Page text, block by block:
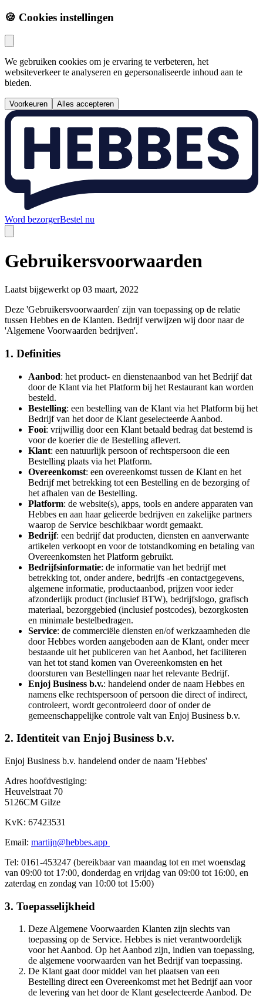
🍪 Cookies instellingen
We gebruiken cookies om je ervaring te verbeteren, het
websiteverkeer te analyseren en gepersonaliseerde inhoud aan te
bieden.
Voorkeuren Alles accepteren
Word bezorger​​​​‌ ‍ ​‍​‍‌‍ ‌ ​‍‌‍‍‌‌‍‌ ‌‍‍‌‌‍ ‍​‍​‍​ ‍‍​‍​‍‌ ​ ‌‍​‌‌‍ ‍‌‍‍‌‌ ‌​‌ ‍‌​‍ ‍‌‍‍‌‌‍ ​‍​‍​‍ ​​‍​‍‌‍‍​‌ ​‍‌‍‌‌‌‍‌‍​‍​‍​ ‍‍​‍​‍‌‍‍​‌ ‌​‌ ‌​‌ ​​​ ‍‍​‍ ​‍ ‌‍ ​‌‍ ‌‍​ ‌‍​‌‌‍ ​‌‍‍​‌‍ ‌ ​ ‌ ‌​​ ‍‍​ ​ ​ ​ ​ ​ ​ ​ ​‍ ‌‍‍‌‌‍ ‍‌ ‌​‌‍‌‌‌‍ ‍‌ ‌​​‍ ‌‍‌‌‌‍‌​‌‍‍‌‌ ‌​​‍ ‌‍ ‌‌‍ ‌‍‌​‌‍‌‌​ ‌‌ ​​‌ ​‍‌‍‌‌‌ ​ ‌‍‌‌‌‍ ‍‌ ‌​‌‍​‌‌ ‌​‌‍‍‌‌‍ ‌‍ ‍​ ‍ ‌‍‍‌‌‍‌​​ ‌‌‍‌ ‌‍ ​‌‍ ‌‍​‍‌‍​‌‌‍ ​​ ‍ ‌ ‌​‌ ‍‌‌ ​​‌‍‌‌​ ‌‌‍‌ ‌‍ ​‌‍ ‌‍​‍‌‍​‌‌‍ ​​ ‍ ‌ ​​‌‍​‌‌ ‌​‌‍‍​​ ‌‌‍ ‍‌‍​‌‌ ‌‍​‍ ‍‌ ​​‌‍​‌‌‍‌ ‌‍‌‌‌ ​ ​‍‌‌​ ‌‌‌​​‍‌‌ ‌‍‍ ‌‍‌‌‌ ‍‌​‍‌‌​ ​ ‌​‌​​‍‌‌​ ​ ‌​‌​​‍‌‌​ ​‍​ ​‍​ ‍​​ ​ ​ ​‌​ ‌‌‌‍​‌​ ‍​​ ​ ‌‍‌​​ ‌​​ ‌‌‌‍‌‍‌‍​‍​‍‌‌​ ​‍​ ​‍​‍‌‌​ ‌‌‌​‌​​‍ ‍‌‍ ​‌‍​‌‌‍​‍‌‍‌‌‌‍ ​​ ‌‍​‍‌‍​‌‌ ​ ‌‍‌‌‌‌‌‌‌ ​‍‌‍ ​​ ‌‌‍‍​‌ ‌​‌ ‌​‌ ​​​‍‌‌​ ​ ‌​​‌​‍‌‌​ ​‍‌​‌‍​‍‌‌​ ​‍‌​‌‍‌‍ ​‌‍ ‌‍​ ‌‍​‌‌‍ ​‌‍‍​‌‍ ‌ ​ ‌ ‌​​‍‌‌​ ​ ‌​​‌​ ​ ​ ​ ​ ​ ​ ​ ​‍‌‍‌‍‍‌‌‍‌​​ ‌‌‍‌ ‌‍ ​‌‍ ‌‍​‍‌‍​‌‌‍ ​​‍‌‍‌ ‌​‌ ‍‌‌ ​​‌‍‌‌​ ‌‌‍‌ ‌‍ ​‌‍ ‌‍​‍‌‍​‌‌‍ ​​‍‌‍‌ ​​‌‍​‌‌ ‌​‌‍‍​​ ‌‌‍ ‍‌‍​‌‌ ‌‍​‍ ‍‌ ​​‌‍​‌‌‍‌ ‌‍‌‌‌ ​ ​‍‌‌​ ‌‌‌​​‍‌‌ ‌‍‍ ‌‍‌‌‌ ‍‌​‍‌‌​ ​ ‌​‌​​‍‌‌​ ​ ‌​‌​​‍‌‌​ ​‍​ ​‍​ ‍​​ ​ ​ ​‌​ ‌‌‌‍​‌​ ‍​​ ​ ‌‍‌​​ ‌​​ ‌‌‌‍‌‍‌‍​‍​‍‌‌​ ​‍​ ​‍​‍‌‌​ ‌‌‌​‌​​‍ ‍‌‍ ​‌‍​‌‌‍​‍‌‍‌‌‌‍ ​​‍‌‍‌ ​​‌‍‌‌‌ ​‍‌ ​ ‌ ​​‌‍‌‌‌‍​ ‌ ‌​‌‍‍‌‌ ‌‍‌‍‌‌​ ‌‌ ​​‌ ‌‌‌‍​‍‌‍ ​‌‍‍‌‌ ​ ‌‍‍​‌‍‌‌‌‍‌​​‍​‍‌ ‌Bestel nu
Gebruikersvoorwaarden​​​​‌ ‍ ​‍​‍‌‍ ‌ ​‍‌‍‍‌‌‍‌ ‌‍‍‌‌‍ ‍​‍​‍​ ‍‍​‍​‍‌ ​ ‌‍​‌‌‍ ‍‌‍‍‌‌ ‌​‌ ‍‌​‍ ‍‌‍‍‌‌‍ ​‍​‍​‍ ​​‍​‍‌‍‍​‌ ​‍‌‍‌‌‌‍‌‍​‍​‍​ ‍‍​‍​‍‌‍‍​‌ ‌​‌ ‌​‌ ​​​ ‍‍​‍ ​‍ ‌‍ ​‌‍ ‌‍​ ‌‍​‌‌‍ ​‌‍‍​‌‍ ‌ ​ ‌ ‌​​ ‍‍​ ​ ​ ​ ​ ​ ​ ​ ​‍ ‌‍‍‌‌‍ ‍‌ ‌​‌‍‌‌‌‍ ‍‌ ‌​​‍ ‌‍‌‌‌‍‌​‌‍‍‌‌ ‌​​‍ ‌‍ ‌‌‍ ‌‍‌​‌‍‌‌​ ‌‌ ​​‌ ​‍‌‍‌‌‌ ​ ‌‍‌‌‌‍ ‍‌ ‌​‌‍​‌‌ ‌​‌‍‍‌‌‍ ‌‍ ‍​ ‍ ‌‍‍‌‌‍‌​​ ‌‌‍‌​​ ​‍‌‍​‍​ ​​​ ​‍​ ‍​​ ​‌​ ‌​​‍ ‌‌‍‌​‌‍​‌​ ‍‌​ ​ ​‍ ‌​ ‌​​ ​‌‌‍‌‍​ ​‍​‍ ‌​ ‍‌‌‍‌‌​ ​‍​ ​‌​‍ ‌‌‍​‌‌‍‌‌‌‍‌‍​ ‌‌​ ​‍‌‍​‌‌‍​ ​ ​‌​ ​‌​ ​ ​ ​‍​ ​​​ ‍ ‌ ‌​‌ ‍‌‌ ​​‌‍‌‌​ ‌‌‍ ​‌‍‌‌‌‍‌ ‌‍​‌‌‍ ​‌‌​​‌‍​‌‌‍‌ ‌‍‌‌​ ‍ ‌ ​​‌‍​‌‌ ‌​‌‍‍​​ ‌‌ ‌​‌‍‍‌‌ ‌​‌‍ ​‌‍‌‌​ ‌‍​‍‌‍​‌‌ ​ ‌‍‌‌‌‌‌‌‌ ​‍‌‍ ​​ ‌‌‍‍​‌ ‌​‌ ‌​‌ ​​​‍‌‌​ ​ ‌​​‌​‍‌‌​ ​‍‌​‌‍​‍‌‌​ ​‍‌​‌‍‌‍ ​‌‍ ‌‍​ ‌‍​‌‌‍ ​‌‍‍​‌‍ ‌ ​ ‌ ‌​​‍‌‌​ ​ ‌​​‌​ ​ ​ ​ ​ ​ ​ ​ ​‍‌‍‌‍‍‌‌‍‌​​ ‌‌‍‌​​ ​‍‌‍​‍​ ​​​ ​‍​ ‍​​ ​‌​ ‌​​‍ ‌‌‍‌​‌‍​‌​ ‍‌​ ​ ​‍ ‌​ ‌​​ ​‌‌‍‌‍​ ​‍​‍ ‌​ ‍‌‌‍‌‌​ ​‍​ ​‌​‍ ‌‌‍​‌‌‍‌‌‌‍‌‍​ ‌‌​ ​‍‌‍​‌‌‍​ ​ ​‌​ ​‌​ ​ ​ ​‍​ ​​​‍‌‍‌ ‌​‌ ‍‌‌ ​​‌‍‌‌​ ‌‌‍ ​‌‍‌‌‌‍‌ ‌‍​‌‌‍ ​‌‌​​‌‍​‌‌‍‌ ‌‍‌‌​‍‌‍‌ ​​‌‍​‌‌ ‌​‌‍‍​​ ‌‌ ‌​‌‍‍‌‌ ‌​‌‍ ​‌‍‌‌​‍‌‍‌ ​​‌‍‌‌‌ ​‍‌ ​ ‌ ​​‌‍‌‌‌‍​ ‌ ‌​‌‍‍‌‌ ‌‍‌‍‌‌​ ‌‌ ​​‌ ‌‌‌‍​‍‌‍ ​‌‍‍‌‌ ​ ‌‍‍​‌‍‌‌‌‍‌​​‍​‍‌ ‌
Laatst bijgewerkt op 03 maart, 2022
Deze 'Gebruikersvoorwaarden' zijn van toepassing op de relatie
tussen Hebbes en de Klanten. Bedrijf verwijzen wij door naar de
'Algemene Voorwaarden bedrijven'.​​​​‌ ‍ ​‍​‍‌‍ ‌ ​‍‌‍‍‌‌‍‌ ‌‍‍‌‌‍ ‍​‍​‍​ ‍‍​‍​‍‌ ​ ‌‍​‌‌‍ ‍‌‍‍‌‌ ‌​‌ ‍‌​‍ ‍‌‍‍‌‌‍ ​‍​‍​‍ ​​‍​‍‌‍‍​‌ ​‍‌‍‌‌‌‍‌‍​‍​‍​ ‍‍​‍​‍‌‍‍​‌ ‌​‌ ‌​‌ ​​​ ‍‍​‍ ​‍ ‌‍ ​‌‍ ‌‍​ ‌‍​‌‌‍ ​‌‍‍​‌‍ ‌ ​ ‌ ‌​​ ‍‍​ ​ ​ ​ ​ ​ ​ ​ ​‍ ‌‍‍‌‌‍ ‍‌ ‌​‌‍‌‌‌‍ ‍‌ ‌​​‍ ‌‍‌‌‌‍‌​‌‍‍‌‌ ‌​​‍ ‌‍ ‌‌‍ ‌‍‌​‌‍‌‌​ ‌‌ ​​‌ ​‍‌‍‌‌‌ ​ ‌‍‌‌‌‍ ‍‌ ‌​‌‍​‌‌ ‌​‌‍‍‌‌‍ ‌‍ ‍​ ‍ ‌‍‍‌‌‍‌​​ ‌‌‍‌​​ ​‍‌‍​‍​ ​​​ ​‍​ ‍​​ ​‌​ ‌​​‍ ‌‌‍‌​‌‍​‌​ ‍‌​ ​ ​‍ ‌​ ‌​​ ​‌‌‍‌‍​ ​‍​‍ ‌​ ‍‌‌‍‌‌​ ​‍​ ​‌​‍ ‌‌‍​‌‌‍‌‌‌‍‌‍​ ‌‌​ ​‍‌‍​‌‌‍​ ​ ​‌​ ​‌​ ​ ​ ​‍​ ​​​ ‍ ‌ ‌​‌ ‍‌‌ ​​‌‍‌‌​ ‌‌‍ ​‌‍‌‌‌‍‌ ‌‍​‌‌‍ ​‌‌​​‌‍​‌‌‍‌ ‌‍‌‌​ ‍ ‌ ​​‌‍​‌‌ ‌​‌‍‍​​ ‌‌‍​ ‌‍ ‌‍ ‍‌ ‌​‌‍‌‌‌‍ ‍‌ ‌​​‍‌‌​ ‌‌‌​​‍‌‌ ‌‍‍ ‌‍‌‌‌ ‍‌​‍‌‌​ ​ ‌​‌​​‍‌‌​ ​ ‌​‌​​‍‌‌​ ​‍​ ​‍​ ‍​​ ‌ ‌‍​‍​ ‍​​ ‍​​ ‌‌​ ‌​​ ​ ​ ‌ ​ ‌​​ ‌​‌‍​ ​‍‌‌​ ​‍​ ​‍​‍‌‌​ ‌‌‌​‌​​‍ ‍‌‍​ ‌‍‍​‌‍‍‌‌‍ ​‌‍‌​‌ ​‍‌‍‌‌‌‍ ‍​‍‌‌​ ‌‌‌​​‍‌‌ ‌‍‍ ‌‍‌‌‌ ‍‌​‍‌‌​ ​ ‌​‌​​‍‌‌​ ​ ‌​‌​​‍‌‌​ ​‍​ ​‍​ ​​​ ‍​‌‍​ ‌‍‌‍‌‍‌‌‌‍​ ​ ​​​ ‌ ​ ‌‌​ ​‍​ ​ ​ ‌‍​‍‌‌​ ​‍​ ​‍​‍‌‌​ ‌‌‌​‌​​‍ ‍‌ ‌​‌‍‌‌‌ ‍​‌ ‌​​ ‌‍​‍‌‍​‌‌ ​ ‌‍‌‌‌‌‌‌‌ ​‍‌‍ ​​ ‌‌‍‍​‌ ‌​‌ ‌​‌ ​​​‍‌‌​ ​ ‌​​‌​‍‌‌​ ​‍‌​‌‍​‍‌‌​ ​‍‌​‌‍‌‍ ​‌‍ ‌‍​ ‌‍​‌‌‍ ​‌‍‍​‌‍ ‌ ​ ‌ ‌​​‍‌‌​ ​ ‌​​‌​ ​ ​ ​ ​ ​ ​ ​ ​‍‌‍‌‍‍‌‌‍‌​​ ‌‌‍‌​​ ​‍‌‍​‍​ ​​​ ​‍​ ‍​​ ​‌​ ‌​​‍ ‌‌‍‌​‌‍​‌​ ‍‌​ ​ ​‍ ‌​ ‌​​ ​‌‌‍‌‍​ ​‍​‍ ‌​ ‍‌‌‍‌‌​ ​‍​ ​‌​‍ ‌‌‍​‌‌‍‌‌‌‍‌‍​ ‌‌​ ​‍‌‍​‌‌‍​ ​ ​‌​ ​‌​ ​ ​ ​‍​ ​​​‍‌‍‌ ‌​‌ ‍‌‌ ​​‌‍‌‌​ ‌‌‍ ​‌‍‌‌‌‍‌ ‌‍​‌‌‍ ​‌‌​​‌‍​‌‌‍‌ ‌‍‌‌​‍‌‍‌ ​​‌‍​‌‌ ‌​‌‍‍​​ ‌‌‍​ ‌‍ ‌‍ ‍‌ ‌​‌‍‌‌‌‍ ‍‌ ‌​​‍‌‌​ ‌‌‌​​‍‌‌ ‌‍‍ ‌‍‌‌‌ ‍‌​‍‌‌​ ​ ‌​‌​​‍‌‌​ ​ ‌​‌​​‍‌‌​ ​‍​ ​‍​ ‍​​ ‌ ‌‍​‍​ ‍​​ ‍​​ ‌‌​ ‌​​ ​ ​ ‌ ​ ‌​​ ‌​‌‍​ ​‍‌‌​ ​‍​ ​‍​‍‌‌​ ‌‌‌​‌​​‍ ‍‌‍​ ‌‍‍​‌‍‍‌‌‍ ​‌‍‌​‌ ​‍‌‍‌‌‌‍ ‍​‍‌‌​ ‌‌‌​​‍‌‌ ‌‍‍ ‌‍‌‌‌ ‍‌​‍‌‌​ ​ ‌​‌​​‍‌‌​ ​ ‌​‌​​‍‌‌​ ​‍​ ​‍​ ​​​ ‍​‌‍​ ‌‍‌‍‌‍‌‌‌‍​ ​ ​​​ ‌ ​ ‌‌​ ​‍​ ​ ​ ‌‍​‍‌‌​ ​‍​ ​‍​‍‌‌​ ‌‌‌​‌​​‍ ‍‌ ‌​‌‍‌‌‌ ‍​‌ ‌​​‍‌‍‌ ​​‌‍‌‌‌ ​‍‌ ​ ‌ ​​‌‍‌‌‌‍​ ‌ ‌​‌‍‍‌‌ ‌‍‌‍‌‌​ ‌‌ ​​‌ ‌‌‌‍​‍‌‍ ​‌‍‍‌‌ ​ ‌‍‍​‌‍‌‌‌‍‌​​‍​‍‌ ‌
1. Definities​​​​‌ ‍ ​‍​‍‌‍ ‌ ​‍‌‍‍‌‌‍‌ ‌‍‍‌‌‍ ‍​‍​‍​ ‍‍​‍​‍‌ ​ ‌‍​‌‌‍ ‍‌‍‍‌‌ ‌​‌ ‍‌​‍ ‍‌‍‍‌‌‍ ​‍​‍​‍ ​​‍​‍‌‍‍​‌ ​‍‌‍‌‌‌‍‌‍​‍​‍​ ‍‍​‍​‍‌‍‍​‌ ‌​‌ ‌​‌ ​​​ ‍‍​‍ ​‍ ‌‍ ​‌‍ ‌‍​ ‌‍​‌‌‍ ​‌‍‍​‌‍ ‌ ​ ‌ ‌​​ ‍‍​ ​ ​ ​ ​ ​ ​ ​ ​‍ ‌‍‍‌‌‍ ‍‌ ‌​‌‍‌‌‌‍ ‍‌ ‌​​‍ ‌‍‌‌‌‍‌​‌‍‍‌‌ ‌​​‍ ‌‍ ‌‌‍ ‌‍‌​‌‍‌‌​ ‌‌ ​​‌ ​‍‌‍‌‌‌ ​ ‌‍‌‌‌‍ ‍‌ ‌​‌‍​‌‌ ‌​‌‍‍‌‌‍ ‌‍ ‍​ ‍ ‌‍‍‌‌‍‌​​ ‌‌‍‌​​ ​‍‌‍​‍​ ​​​ ​‍​ ‍​​ ​‌​ ‌​​‍ ‌‌‍‌​‌‍​‌​ ‍‌​ ​ ​‍ ‌​ ‌​​ ​‌‌‍‌‍​ ​‍​‍ ‌​ ‍‌‌‍‌‌​ ​‍​ ​‌​‍ ‌‌‍​‌‌‍‌‌‌‍‌‍​ ‌‌​ ​‍‌‍​‌‌‍​ ​ ​‌​ ​‌​ ​ ​ ​‍​ ​​​ ‍ ‌ ‌​‌ ‍‌‌ ​​‌‍‌‌​ ‌‌‍ ​‌‍‌‌‌‍‌ ‌‍​‌‌‍ ​‌‌​​‌‍​‌‌‍‌ ‌‍‌‌​ ‍ ‌ ​​‌‍​‌‌ ‌​‌‍‍​​ ‌‌‍​ ‌‍ ‌‍ ‍‌ ‌​‌‍‌‌‌‍ ‍‌ ‌​​‍‌‌​ ‌‌‌​​‍‌‌ ‌‍‍ ‌‍‌‌‌ ‍‌​‍‌‌​ ​ ‌​‌​​‍‌‌​ ​ ‌​‌​​‍‌‌​ ​‍​ ​‍‌‍‌​‌‍​‍‌‍‌‌‌‍​ ‌‍‌​​ ​​‌‍‌‍​ ‌‍‌‍‌‌​ ‌‍​ ‍​‌‍​‌​‍‌‌​ ​‍​ ​‍​‍‌‌​ ‌‌‌​‌​​‍ ‍‌‍​ ‌‍‍​‌‍‍‌‌‍ ​‌‍‌​‌ ​‍‌‍‌‌‌‍ ‍​‍‌‌​ ‌‌‌​​‍‌‌ ‌‍‍ ‌‍‌‌‌ ‍‌​‍‌‌​ ​ ‌​‌​​‍‌‌​ ​ ‌​‌​​‍‌‌​ ​‍​ ​‍‌‍‌‍‌‍​‌‌‍​‍​ ‌‌​ ​‍​ ‍​​ ​​​ ‌​​ ‌‍‌‍‌‍​ ​​​ ‍​​‍‌‌​ ​‍​ ​‍​‍‌‌​ ‌‌‌​‌​​‍ ‍‌ ‌​‌‍‌‌‌ ‍​‌ ‌​​ ‌‍​‍‌‍​‌‌ ​ ‌‍‌‌‌‌‌‌‌ ​‍‌‍ ​​ ‌‌‍‍​‌ ‌​‌ ‌​‌ ​​​‍‌‌​ ​ ‌​​‌​‍‌‌​ ​‍‌​‌‍​‍‌‌​ ​‍‌​‌‍‌‍ ​‌‍ ‌‍​ ‌‍​‌‌‍ ​‌‍‍​‌‍ ‌ ​ ‌ ‌​​‍‌‌​ ​ ‌​​‌​ ​ ​ ​ ​ ​ ​ ​ ​‍‌‍‌‍‍‌‌‍‌​​ ‌‌‍‌​​ ​‍‌‍​‍​ ​​​ ​‍​ ‍​​ ​‌​ ‌​​‍ ‌‌‍‌​‌‍​‌​ ‍‌​ ​ ​‍ ‌​ ‌​​ ​‌‌‍‌‍​ ​‍​‍ ‌​ ‍‌‌‍‌‌​ ​‍​ ​‌​‍ ‌‌‍​‌‌‍‌‌‌‍‌‍​ ‌‌​ ​‍‌‍​‌‌‍​ ​ ​‌​ ​‌​ ​ ​ ​‍​ ​​​‍‌‍‌ ‌​‌ ‍‌‌ ​​‌‍‌‌​ ‌‌‍ ​‌‍‌‌‌‍‌ ‌‍​‌‌‍ ​‌‌​​‌‍​‌‌‍‌ ‌‍‌‌​‍‌‍‌ ​​‌‍​‌‌ ‌​‌‍‍​​ ‌‌‍​ ‌‍ ‌‍ ‍‌ ‌​‌‍‌‌‌‍ ‍‌ ‌​​‍‌‌​ ‌‌‌​​‍‌‌ ‌‍‍ ‌‍‌‌‌ ‍‌​‍‌‌​ ​ ‌​‌​​‍‌‌​ ​ ‌​‌​​‍‌‌​ ​‍​ ​‍‌‍‌​‌‍​‍‌‍‌‌‌‍​ ‌‍‌​​ ​​‌‍‌‍​ ‌‍‌‍‌‌​ ‌‍​ ‍​‌‍​‌​‍‌‌​ ​‍​ ​‍​‍‌‌​ ‌‌‌​‌​​‍ ‍‌‍​ ‌‍‍​‌‍‍‌‌‍ ​‌‍‌​‌ ​‍‌‍‌‌‌‍ ‍​‍‌‌​ ‌‌‌​​‍‌‌ ‌‍‍ ‌‍‌‌‌ ‍‌​‍‌‌​ ​ ‌​‌​​‍‌‌​ ​ ‌​‌​​‍‌‌​ ​‍​ ​‍‌‍‌‍‌‍​‌‌‍​‍​ ‌‌​ ​‍​ ‍​​ ​​​ ‌​​ ‌‍‌‍‌‍​ ​​​ ‍​​‍‌‌​ ​‍​ ​‍​‍‌‌​ ‌‌‌​‌​​‍ ‍‌ ‌​‌‍‌‌‌ ‍​‌ ‌​​‍‌‍‌ ​​‌‍‌‌‌ ​‍‌ ​ ‌ ​​‌‍‌‌‌‍​ ‌ ‌​‌‍‍‌‌ ‌‍‌‍‌‌​ ‌‌ ​​‌ ‌‌‌‍​‍‌‍ ​‌‍‍‌‌ ​ ‌‍‍​‌‍‌‌‌‍‌​​‍​‍‌ ‌
Aanbod​​​​‌ ‍ ​‍​‍‌‍ ‌ ​‍‌‍‍‌‌‍‌ ‌‍‍‌‌‍ ‍​‍​‍​ ‍‍​‍​‍‌ ​ ‌‍​‌‌‍ ‍‌‍‍‌‌ ‌​‌ ‍‌​‍ ‍‌‍‍‌‌‍ ​‍​‍​‍ ​​‍​‍‌‍‍​‌ ​‍‌‍‌‌‌‍‌‍​‍​‍​ ‍‍​‍​‍‌‍‍​‌ ‌​‌ ‌​‌ ​​​ ‍‍​‍ ​‍ ‌‍ ​‌‍ ‌‍​ ‌‍​‌‌‍ ​‌‍‍​‌‍ ‌ ​ ‌ ‌​​ ‍‍​ ​ ​ ​ ​ ​ ​ ​ ​‍ ‌‍‍‌‌‍ ‍‌ ‌​‌‍‌‌‌‍ ‍‌ ‌​​‍ ‌‍‌‌‌‍‌​‌‍‍‌‌ ‌​​‍ ‌‍ ‌‌‍ ‌‍‌​‌‍‌‌​ ‌‌ ​​‌ ​‍‌‍‌‌‌ ​ ‌‍‌‌‌‍ ‍‌ ‌​‌‍​‌‌ ‌​‌‍‍‌‌‍ ‌‍ ‍​ ‍ ‌‍‍‌‌‍‌​​ ‌‌‍‌​​ ​‍‌‍​‍​ ​​​ ​‍​ ‍​​ ​‌​ ‌​​‍ ‌‌‍‌​‌‍​‌​ ‍‌​ ​ ​‍ ‌​ ‌​​ ​‌‌‍‌‍​ ​‍​‍ ‌​ ‍‌‌‍‌‌​ ​‍​ ​‌​‍ ‌‌‍​‌‌‍‌‌‌‍‌‍​ ‌‌​ ​‍‌‍​‌‌‍​ ​ ​‌​ ​‌​ ​ ​ ​‍​ ​​​ ‍ ‌ ‌​‌ ‍‌‌ ​​‌‍‌‌​ ‌‌‍ ​‌‍‌‌‌‍‌ ‌‍​‌‌‍ ​‌‌​​‌‍​‌‌‍‌ ‌‍‌‌​ ‍ ‌ ​​‌‍​‌‌ ‌​‌‍‍​​ ‌‌‍​ ‌‍ ‌‍ ‍‌ ‌​‌‍‌‌‌‍ ‍‌ ‌​​‍‌‌​ ‌‌‌​​‍‌‌ ‌‍‍ ‌‍‌‌‌ ‍‌​‍‌‌​ ​ ‌​‌​​‍‌‌​ ​ ‌​‌​​‍‌‌​ ​‍​ ​‍​ ‍‌‌‍​‌‌‍​ ‌‍​ ​ ‌‍​ ‍​​ ‍​‌‍‌​​ ‌‍​ ​‍‌‍‌​​ ‌​​‍‌‌​ ​‍​ ​‍​‍‌‌​ ‌‌‌​‌​​‍ ‍‌‍​ ‌‍‍​‌‍‍‌‌‍ ​‌‍‌​‌ ​‍‌‍‌‌‌‍ ‍​‍‌‌​ ‌‌‌​​‍‌‌ ‌‍‍ ‌‍‌‌‌ ‍‌​‍‌‌​ ​ ‌​‌​​‍‌‌​ ​ ‌​‌​​‍‌‌​ ​‍​ ​‍‌‍​‌​ ​‍‌‍​ ​ ‌ ​ ‌ ‌‍​‍‌‍​ ​ ‌‍​ ‌​​ ‌ ​ ‍​‌‍‌​​‍‌‌​ ​‍​ ​‍​‍‌‌​ ‌‌‌​‌​​‍ ‍‌ ‌​‌‍‌‌‌ ‍​‌ ‌​​ ‌‍​‍‌‍​‌‌ ​ ‌‍‌‌‌‌‌‌‌ ​‍‌‍ ​​ ‌‌‍‍​‌ ‌​‌ ‌​‌ ​​​‍‌‌​ ​ ‌​​‌​‍‌‌​ ​‍‌​‌‍​‍‌‌​ ​‍‌​‌‍‌‍ ​‌‍ ‌‍​ ‌‍​‌‌‍ ​‌‍‍​‌‍ ‌ ​ ‌ ‌​​‍‌‌​ ​ ‌​​‌​ ​ ​ ​ ​ ​ ​ ​ ​‍‌‍‌‍‍‌‌‍‌​​ ‌‌‍‌​​ ​‍‌‍​‍​ ​​​ ​‍​ ‍​​ ​‌​ ‌​​‍ ‌‌‍‌​‌‍​‌​ ‍‌​ ​ ​‍ ‌​ ‌​​ ​‌‌‍‌‍​ ​‍​‍ ‌​ ‍‌‌‍‌‌​ ​‍​ ​‌​‍ ‌‌‍​‌‌‍‌‌‌‍‌‍​ ‌‌​ ​‍‌‍​‌‌‍​ ​ ​‌​ ​‌​ ​ ​ ​‍​ ​​​‍‌‍‌ ‌​‌ ‍‌‌ ​​‌‍‌‌​ ‌‌‍ ​‌‍‌‌‌‍‌ ‌‍​‌‌‍ ​‌‌​​‌‍​‌‌‍‌ ‌‍‌‌​‍‌‍‌ ​​‌‍​‌‌ ‌​‌‍‍​​ ‌‌‍​ ‌‍ ‌‍ ‍‌ ‌​‌‍‌‌‌‍ ‍‌ ‌​​‍‌‌​ ‌‌‌​​‍‌‌ ‌‍‍ ‌‍‌‌‌ ‍‌​‍‌‌​ ​ ‌​‌​​‍‌‌​ ​ ‌​‌​​‍‌‌​ ​‍​ ​‍​ ‍‌‌‍​‌‌‍​ ‌‍​ ​ ‌‍​ ‍​​ ‍​‌‍‌​​ ‌‍​ ​‍‌‍‌​​ ‌​​‍‌‌​ ​‍​ ​‍​‍‌‌​ ‌‌‌​‌​​‍ ‍‌‍​ ‌‍‍​‌‍‍‌‌‍ ​‌‍‌​‌ ​‍‌‍‌‌‌‍ ‍​‍‌‌​ ‌‌‌​​‍‌‌ ‌‍‍ ‌‍‌‌‌ ‍‌​‍‌‌​ ​ ‌​‌​​‍‌‌​ ​ ‌​‌​​‍‌‌​ ​‍​ ​‍‌‍​‌​ ​‍‌‍​ ​ ‌ ​ ‌ ‌‍​‍‌‍​ ​ ‌‍​ ‌​​ ‌ ​ ‍​‌‍‌​​‍‌‌​ ​‍​ ​‍​‍‌‌​ ‌‌‌​‌​​‍ ‍‌ ‌​‌‍‌‌‌ ‍​‌ ‌​​‍‌‍‌ ​​‌‍‌‌‌ ​‍‌ ​ ‌ ​​‌‍‌‌‌‍​ ‌ ‌​‌‍‍‌‌ ‌‍‌‍‌‌​ ‌‌ ​​‌ ‌‌‌‍​‍‌‍ ​‌‍‍‌‌ ​ ‌‍‍​‌‍‌‌‌‍‌​​‍​‍‌ ‌: het product- en dienstenaanbod van het Bedrijf dat
door de Klant via het Platform bij het Restaurant kan worden
besteld. ​​​​‌ ‍ ​‍​‍‌‍ ‌ ​‍‌‍‍‌‌‍‌ ‌‍‍‌‌‍ ‍​‍​‍​ ‍‍​‍​‍‌ ​ ‌‍​‌‌‍ ‍‌‍‍‌‌ ‌​‌ ‍‌​‍ ‍‌‍‍‌‌‍ ​‍​‍​‍ ​​‍​‍‌‍‍​‌ ​‍‌‍‌‌‌‍‌‍​‍​‍​ ‍‍​‍​‍‌‍‍​‌ ‌​‌ ‌​‌ ​​​ ‍‍​‍ ​‍ ‌‍ ​‌‍ ‌‍​ ‌‍​‌‌‍ ​‌‍‍​‌‍ ‌ ​ ‌ ‌​​ ‍‍​ ​ ​ ​ ​ ​ ​ ​ ​‍ ‌‍‍‌‌‍ ‍‌ ‌​‌‍‌‌‌‍ ‍‌ ‌​​‍ ‌‍‌‌‌‍‌​‌‍‍‌‌ ‌​​‍ ‌‍ ‌‌‍ ‌‍‌​‌‍‌‌​ ‌‌ ​​‌ ​‍‌‍‌‌‌ ​ ‌‍‌‌‌‍ ‍‌ ‌​‌‍​‌‌ ‌​‌‍‍‌‌‍ ‌‍ ‍​ ‍ ‌‍‍‌‌‍‌​​ ‌‌‍‌​​ ​‍‌‍​‍​ ​​​ ​‍​ ‍​​ ​‌​ ‌​​‍ ‌‌‍‌​‌‍​‌​ ‍‌​ ​ ​‍ ‌​ ‌​​ ​‌‌‍‌‍​ ​‍​‍ ‌​ ‍‌‌‍‌‌​ ​‍​ ​‌​‍ ‌‌‍​‌‌‍‌‌‌‍‌‍​ ‌‌​ ​‍‌‍​‌‌‍​ ​ ​‌​ ​‌​ ​ ​ ​‍​ ​​​ ‍ ‌ ‌​‌ ‍‌‌ ​​‌‍‌‌​ ‌‌‍ ​‌‍‌‌‌‍‌ ‌‍​‌‌‍ ​‌‌​​‌‍​‌‌‍‌ ‌‍‌‌​ ‍ ‌ ​​‌‍​‌‌ ‌​‌‍‍​​ ‌‌‍​ ‌‍ ‌‍ ‍‌ ‌​‌‍‌‌‌‍ ‍‌ ‌​​‍‌‌​ ‌‌‌​​‍‌‌ ‌‍‍ ‌‍‌‌‌ ‍‌​‍‌‌​ ​ ‌​‌​​‍‌‌​ ​ ‌​‌​​‍‌‌​ ​‍​ ​‍​ ‍‌‌‍​‌‌‍​ ‌‍​ ​ ‌‍​ ‍​​ ‍​‌‍‌​​ ‌‍​ ​‍‌‍‌​​ ‌​​‍‌‌​ ​‍​ ​‍​‍‌‌​ ‌‌‌​‌​​‍ ‍‌‍​ ‌‍‍​‌‍‍‌‌‍ ​‌‍‌​‌ ​‍‌‍‌‌‌‍ ‍​‍‌‌​ ‌‌‌​​‍‌‌ ‌‍‍ ‌‍‌‌‌ ‍‌​‍‌‌​ ​ ‌​‌​​‍‌‌​ ​ ‌​‌​​‍‌‌​ ​‍​ ​‍‌‍‌‍‌‍‌‌‌‍‌‍‌‍​‌​ ‌​​ ​‌​ ‍‌‌‍​‌​ ​​​ ‍‌​ ‍‌‌‍​‍​‍‌‌​ ​‍​ ​‍​‍‌‌​ ‌‌‌​‌​​‍ ‍‌ ‌​‌‍‌‌‌ ‍​‌ ‌​​ ‌‍​‍‌‍​‌‌ ​ ‌‍‌‌‌‌‌‌‌ ​‍‌‍ ​​ ‌‌‍‍​‌ ‌​‌ ‌​‌ ​​​‍‌‌​ ​ ‌​​‌​‍‌‌​ ​‍‌​‌‍​‍‌‌​ ​‍‌​‌‍‌‍ ​‌‍ ‌‍​ ‌‍​‌‌‍ ​‌‍‍​‌‍ ‌ ​ ‌ ‌​​‍‌‌​ ​ ‌​​‌​ ​ ​ ​ ​ ​ ​ ​ ​‍‌‍‌‍‍‌‌‍‌​​ ‌‌‍‌​​ ​‍‌‍​‍​ ​​​ ​‍​ ‍​​ ​‌​ ‌​​‍ ‌‌‍‌​‌‍​‌​ ‍‌​ ​ ​‍ ‌​ ‌​​ ​‌‌‍‌‍​ ​‍​‍ ‌​ ‍‌‌‍‌‌​ ​‍​ ​‌​‍ ‌‌‍​‌‌‍‌‌‌‍‌‍​ ‌‌​ ​‍‌‍​‌‌‍​ ​ ​‌​ ​‌​ ​ ​ ​‍​ ​​​‍‌‍‌ ‌​‌ ‍‌‌ ​​‌‍‌‌​ ‌‌‍ ​‌‍‌‌‌‍‌ ‌‍​‌‌‍ ​‌‌​​‌‍​‌‌‍‌ ‌‍‌‌​‍‌‍‌ ​​‌‍​‌‌ ‌​‌‍‍​​ ‌‌‍​ ‌‍ ‌‍ ‍‌ ‌​‌‍‌‌‌‍ ‍‌ ‌​​‍‌‌​ ‌‌‌​​‍‌‌ ‌‍‍ ‌‍‌‌‌ ‍‌​‍‌‌​ ​ ‌​‌​​‍‌‌​ ​ ‌​‌​​‍‌‌​ ​‍​ ​‍​ ‍‌‌‍​‌‌‍​ ‌‍​ ​ ‌‍​ ‍​​ ‍​‌‍‌​​ ‌‍​ ​‍‌‍‌​​ ‌​​‍‌‌​ ​‍​ ​‍​‍‌‌​ ‌‌‌​‌​​‍ ‍‌‍​ ‌‍‍​‌‍‍‌‌‍ ​‌‍‌​‌ ​‍‌‍‌‌‌‍ ‍​‍‌‌​ ‌‌‌​​‍‌‌ ‌‍‍ ‌‍‌‌‌ ‍‌​‍‌‌​ ​ ‌​‌​​‍‌‌​ ​ ‌​‌​​‍‌‌​ ​‍​ ​‍‌‍‌‍‌‍‌‌‌‍‌‍‌‍​‌​ ‌​​ ​‌​ ‍‌‌‍​‌​ ​​​ ‍‌​ ‍‌‌‍​‍​‍‌‌​ ​‍​ ​‍​‍‌‌​ ‌‌‌​‌​​‍ ‍‌ ‌​‌‍‌‌‌ ‍​‌ ‌​​‍‌‍‌ ​​‌‍‌‌‌ ​‍‌ ​ ‌ ​​‌‍‌‌‌‍​ ‌ ‌​‌‍‍‌‌ ‌‍‌‍‌‌​ ‌‌ ​​‌ ‌‌‌‍​‍‌‍ ​‌‍‍‌‌ ​ ‌‍‍​‌‍‌‌‌‍‌​​‍​‍‌ ‌
Bestelling​​​​‌ ‍ ​‍​‍‌‍ ‌ ​‍‌‍‍‌‌‍‌ ‌‍‍‌‌‍ ‍​‍​‍​ ‍‍​‍​‍‌ ​ ‌‍​‌‌‍ ‍‌‍‍‌‌ ‌​‌ ‍‌​‍ ‍‌‍‍‌‌‍ ​‍​‍​‍ ​​‍​‍‌‍‍​‌ ​‍‌‍‌‌‌‍‌‍​‍​‍​ ‍‍​‍​‍‌‍‍​‌ ‌​‌ ‌​‌ ​​​ ‍‍​‍ ​‍ ‌‍ ​‌‍ ‌‍​ ‌‍​‌‌‍ ​‌‍‍​‌‍ ‌ ​ ‌ ‌​​ ‍‍​ ​ ​ ​ ​ ​ ​ ​ ​‍ ‌‍‍‌‌‍ ‍‌ ‌​‌‍‌‌‌‍ ‍‌ ‌​​‍ ‌‍‌‌‌‍‌​‌‍‍‌‌ ‌​​‍ ‌‍ ‌‌‍ ‌‍‌​‌‍‌‌​ ‌‌ ​​‌ ​‍‌‍‌‌‌ ​ ‌‍‌‌‌‍ ‍‌ ‌​‌‍​‌‌ ‌​‌‍‍‌‌‍ ‌‍ ‍​ ‍ ‌‍‍‌‌‍‌​​ ‌‌‍‌​​ ​‍‌‍​‍​ ​​​ ​‍​ ‍​​ ​‌​ ‌​​‍ ‌‌‍‌​‌‍​‌​ ‍‌​ ​ ​‍ ‌​ ‌​​ ​‌‌‍‌‍​ ​‍​‍ ‌​ ‍‌‌‍‌‌​ ​‍​ ​‌​‍ ‌‌‍​‌‌‍‌‌‌‍‌‍​ ‌‌​ ​‍‌‍​‌‌‍​ ​ ​‌​ ​‌​ ​ ​ ​‍​ ​​​ ‍ ‌ ‌​‌ ‍‌‌ ​​‌‍‌‌​ ‌‌‍ ​‌‍‌‌‌‍‌ ‌‍​‌‌‍ ​‌‌​​‌‍​‌‌‍‌ ‌‍‌‌​ ‍ ‌ ​​‌‍​‌‌ ‌​‌‍‍​​ ‌‌‍​ ‌‍ ‌‍ ‍‌ ‌​‌‍‌‌‌‍ ‍‌ ‌​​‍‌‌​ ‌‌‌​​‍‌‌ ‌‍‍ ‌‍‌‌‌ ‍‌​‍‌‌​ ​ ‌​‌​​‍‌‌​ ​ ‌​‌​​‍‌‌​ ​‍​ ​‍​ ‍‌‌‍‌‍​ ​ ‌‍‌​‌‍‌‌​ ‌‌‌‍‌‍‌‍​ ​ ​​‌‍‌‍‌‍​‍​ ‌ ​‍‌‌​ ​‍​ ​‍​‍‌‌​ ‌‌‌​‌​​‍ ‍‌‍​ ‌‍‍​‌‍‍‌‌‍ ​‌‍‌​‌ ​‍‌‍‌‌‌‍ ‍​‍‌‌​ ‌‌‌​​‍‌‌ ‌‍‍ ‌‍‌‌‌ ‍‌​‍‌‌​ ​ ‌​‌​​‍‌‌​ ​ ‌​‌​​‍‌‌​ ​‍​ ​‍‌‍​‌​ ​‍‌‍​ ​ ‌ ​ ‌ ‌‍​‍‌‍​ ​ ‌‍​ ‌​​ ‌ ​ ‍​‌‍‌​​‍‌‌​ ​‍​ ​‍​‍‌‌​ ‌‌‌​‌​​‍ ‍‌ ‌​‌‍‌‌‌ ‍​‌ ‌​​ ‌‍​‍‌‍​‌‌ ​ ‌‍‌‌‌‌‌‌‌ ​‍‌‍ ​​ ‌‌‍‍​‌ ‌​‌ ‌​‌ ​​​‍‌‌​ ​ ‌​​‌​‍‌‌​ ​‍‌​‌‍​‍‌‌​ ​‍‌​‌‍‌‍ ​‌‍ ‌‍​ ‌‍​‌‌‍ ​‌‍‍​‌‍ ‌ ​ ‌ ‌​​‍‌‌​ ​ ‌​​‌​ ​ ​ ​ ​ ​ ​ ​ ​‍‌‍‌‍‍‌‌‍‌​​ ‌‌‍‌​​ ​‍‌‍​‍​ ​​​ ​‍​ ‍​​ ​‌​ ‌​​‍ ‌‌‍‌​‌‍​‌​ ‍‌​ ​ ​‍ ‌​ ‌​​ ​‌‌‍‌‍​ ​‍​‍ ‌​ ‍‌‌‍‌‌​ ​‍​ ​‌​‍ ‌‌‍​‌‌‍‌‌‌‍‌‍​ ‌‌​ ​‍‌‍​‌‌‍​ ​ ​‌​ ​‌​ ​ ​ ​‍​ ​​​‍‌‍‌ ‌​‌ ‍‌‌ ​​‌‍‌‌​ ‌‌‍ ​‌‍‌‌‌‍‌ ‌‍​‌‌‍ ​‌‌​​‌‍​‌‌‍‌ ‌‍‌‌​‍‌‍‌ ​​‌‍​‌‌ ‌​‌‍‍​​ ‌‌‍​ ‌‍ ‌‍ ‍‌ ‌​‌‍‌‌‌‍ ‍‌ ‌​​‍‌‌​ ‌‌‌​​‍‌‌ ‌‍‍ ‌‍‌‌‌ ‍‌​‍‌‌​ ​ ‌​‌​​‍‌‌​ ​ ‌​‌​​‍‌‌​ ​‍​ ​‍​ ‍‌‌‍‌‍​ ​ ‌‍‌​‌‍‌‌​ ‌‌‌‍‌‍‌‍​ ​ ​​‌‍‌‍‌‍​‍​ ‌ ​‍‌‌​ ​‍​ ​‍​‍‌‌​ ‌‌‌​‌​​‍ ‍‌‍​ ‌‍‍​‌‍‍‌‌‍ ​‌‍‌​‌ ​‍‌‍‌‌‌‍ ‍​‍‌‌​ ‌‌‌​​‍‌‌ ‌‍‍ ‌‍‌‌‌ ‍‌​‍‌‌​ ​ ‌​‌​​‍‌‌​ ​ ‌​‌​​‍‌‌​ ​‍​ ​‍‌‍​‌​ ​‍‌‍​ ​ ‌ ​ ‌ ‌‍​‍‌‍​ ​ ‌‍​ ‌​​ ‌ ​ ‍​‌‍‌​​‍‌‌​ ​‍​ ​‍​‍‌‌​ ‌‌‌​‌​​‍ ‍‌ ‌​‌‍‌‌‌ ‍​‌ ‌​​‍‌‍‌ ​​‌‍‌‌‌ ​‍‌ ​ ‌ ​​‌‍‌‌‌‍​ ‌ ‌​‌‍‍‌‌ ‌‍‌‍‌‌​ ‌‌ ​​‌ ‌‌‌‍​‍‌‍ ​‌‍‍‌‌ ​ ‌‍‍​‌‍‌‌‌‍‌​​‍​‍‌ ‌: een bestelling van de Klant via het Platform bij het
Bedrijf van het door de Klant geselecteerde Aanbod. ​​​​‌ ‍ ​‍​‍‌‍ ‌ ​‍‌‍‍‌‌‍‌ ‌‍‍‌‌‍ ‍​‍​‍​ ‍‍​‍​‍‌ ​ ‌‍​‌‌‍ ‍‌‍‍‌‌ ‌​‌ ‍‌​‍ ‍‌‍‍‌‌‍ ​‍​‍​‍ ​​‍​‍‌‍‍​‌ ​‍‌‍‌‌‌‍‌‍​‍​‍​ ‍‍​‍​‍‌‍‍​‌ ‌​‌ ‌​‌ ​​​ ‍‍​‍ ​‍ ‌‍ ​‌‍ ‌‍​ ‌‍​‌‌‍ ​‌‍‍​‌‍ ‌ ​ ‌ ‌​​ ‍‍​ ​ ​ ​ ​ ​ ​ ​ ​‍ ‌‍‍‌‌‍ ‍‌ ‌​‌‍‌‌‌‍ ‍‌ ‌​​‍ ‌‍‌‌‌‍‌​‌‍‍‌‌ ‌​​‍ ‌‍ ‌‌‍ ‌‍‌​‌‍‌‌​ ‌‌ ​​‌ ​‍‌‍‌‌‌ ​ ‌‍‌‌‌‍ ‍‌ ‌​‌‍​‌‌ ‌​‌‍‍‌‌‍ ‌‍ ‍​ ‍ ‌‍‍‌‌‍‌​​ ‌‌‍‌​​ ​‍‌‍​‍​ ​​​ ​‍​ ‍​​ ​‌​ ‌​​‍ ‌‌‍‌​‌‍​‌​ ‍‌​ ​ ​‍ ‌​ ‌​​ ​‌‌‍‌‍​ ​‍​‍ ‌​ ‍‌‌‍‌‌​ ​‍​ ​‌​‍ ‌‌‍​‌‌‍‌‌‌‍‌‍​ ‌‌​ ​‍‌‍​‌‌‍​ ​ ​‌​ ​‌​ ​ ​ ​‍​ ​​​ ‍ ‌ ‌​‌ ‍‌‌ ​​‌‍‌‌​ ‌‌‍ ​‌‍‌‌‌‍‌ ‌‍​‌‌‍ ​‌‌​​‌‍​‌‌‍‌ ‌‍‌‌​ ‍ ‌ ​​‌‍​‌‌ ‌​‌‍‍​​ ‌‌‍​ ‌‍ ‌‍ ‍‌ ‌​‌‍‌‌‌‍ ‍‌ ‌​​‍‌‌​ ‌‌‌​​‍‌‌ ‌‍‍ ‌‍‌‌‌ ‍‌​‍‌‌​ ​ ‌​‌​​‍‌‌​ ​ ‌​‌​​‍‌‌​ ​‍​ ​‍​ ‍‌‌‍‌‍​ ​ ‌‍‌​‌‍‌‌​ ‌‌‌‍‌‍‌‍​ ​ ​​‌‍‌‍‌‍​‍​ ‌ ​‍‌‌​ ​‍​ ​‍​‍‌‌​ ‌‌‌​‌​​‍ ‍‌‍​ ‌‍‍​‌‍‍‌‌‍ ​‌‍‌​‌ ​‍‌‍‌‌‌‍ ‍​‍‌‌​ ‌‌‌​​‍‌‌ ‌‍‍ ‌‍‌‌‌ ‍‌​‍‌‌​ ​ ‌​‌​​‍‌‌​ ​ ‌​‌​​‍‌‌​ ​‍​ ​‍​ ​​​ ​‌​ ​​​ ‍​​ ​​‌‍​‌‌‍​‍​ ‌​​ ‍​‌‍​‍‌‍‌‍‌‍‌‌​‍‌‌​ ​‍​ ​‍​‍‌‌​ ‌‌‌​‌​​‍ ‍‌ ‌​‌‍‌‌‌ ‍​‌ ‌​​ ‌‍​‍‌‍​‌‌ ​ ‌‍‌‌‌‌‌‌‌ ​‍‌‍ ​​ ‌‌‍‍​‌ ‌​‌ ‌​‌ ​​​‍‌‌​ ​ ‌​​‌​‍‌‌​ ​‍‌​‌‍​‍‌‌​ ​‍‌​‌‍‌‍ ​‌‍ ‌‍​ ‌‍​‌‌‍ ​‌‍‍​‌‍ ‌ ​ ‌ ‌​​‍‌‌​ ​ ‌​​‌​ ​ ​ ​ ​ ​ ​ ​ ​‍‌‍‌‍‍‌‌‍‌​​ ‌‌‍‌​​ ​‍‌‍​‍​ ​​​ ​‍​ ‍​​ ​‌​ ‌​​‍ ‌‌‍‌​‌‍​‌​ ‍‌​ ​ ​‍ ‌​ ‌​​ ​‌‌‍‌‍​ ​‍​‍ ‌​ ‍‌‌‍‌‌​ ​‍​ ​‌​‍ ‌‌‍​‌‌‍‌‌‌‍‌‍​ ‌‌​ ​‍‌‍​‌‌‍​ ​ ​‌​ ​‌​ ​ ​ ​‍​ ​​​‍‌‍‌ ‌​‌ ‍‌‌ ​​‌‍‌‌​ ‌‌‍ ​‌‍‌‌‌‍‌ ‌‍​‌‌‍ ​‌‌​​‌‍​‌‌‍‌ ‌‍‌‌​‍‌‍‌ ​​‌‍​‌‌ ‌​‌‍‍​​ ‌‌‍​ ‌‍ ‌‍ ‍‌ ‌​‌‍‌‌‌‍ ‍‌ ‌​​‍‌‌​ ‌‌‌​​‍‌‌ ‌‍‍ ‌‍‌‌‌ ‍‌​‍‌‌​ ​ ‌​‌​​‍‌‌​ ​ ‌​‌​​‍‌‌​ ​‍​ ​‍​ ‍‌‌‍‌‍​ ​ ‌‍‌​‌‍‌‌​ ‌‌‌‍‌‍‌‍​ ​ ​​‌‍‌‍‌‍​‍​ ‌ ​‍‌‌​ ​‍​ ​‍​‍‌‌​ ‌‌‌​‌​​‍ ‍‌‍​ ‌‍‍​‌‍‍‌‌‍ ​‌‍‌​‌ ​‍‌‍‌‌‌‍ ‍​‍‌‌​ ‌‌‌​​‍‌‌ ‌‍‍ ‌‍‌‌‌ ‍‌​‍‌‌​ ​ ‌​‌​​‍‌‌​ ​ ‌​‌​​‍‌‌​ ​‍​ ​‍​ ​​​ ​‌​ ​​​ ‍​​ ​​‌‍​‌‌‍​‍​ ‌​​ ‍​‌‍​‍‌‍‌‍‌‍‌‌​‍‌‌​ ​‍​ ​‍​‍‌‌​ ‌‌‌​‌​​‍ ‍‌ ‌​‌‍‌‌‌ ‍​‌ ‌​​‍‌‍‌ ​​‌‍‌‌‌ ​‍‌ ​ ‌ ​​‌‍‌‌‌‍​ ‌ ‌​‌‍‍‌‌ ‌‍‌‍‌‌​ ‌‌ ​​‌ ‌‌‌‍​‍‌‍ ​‌‍‍‌‌ ​ ‌‍‍​‌‍‌‌‌‍‌​​‍​‍‌ ‌
Fooi​​​​‌ ‍ ​‍​‍‌‍ ‌ ​‍‌‍‍‌‌‍‌ ‌‍‍‌‌‍ ‍​‍​‍​ ‍‍​‍​‍‌ ​ ‌‍​‌‌‍ ‍‌‍‍‌‌ ‌​‌ ‍‌​‍ ‍‌‍‍‌‌‍ ​‍​‍​‍ ​​‍​‍‌‍‍​‌ ​‍‌‍‌‌‌‍‌‍​‍​‍​ ‍‍​‍​‍‌‍‍​‌ ‌​‌ ‌​‌ ​​​ ‍‍​‍ ​‍ ‌‍ ​‌‍ ‌‍​ ‌‍​‌‌‍ ​‌‍‍​‌‍ ‌ ​ ‌ ‌​​ ‍‍​ ​ ​ ​ ​ ​ ​ ​ ​‍ ‌‍‍‌‌‍ ‍‌ ‌​‌‍‌‌‌‍ ‍‌ ‌​​‍ ‌‍‌‌‌‍‌​‌‍‍‌‌ ‌​​‍ ‌‍ ‌‌‍ ‌‍‌​‌‍‌‌​ ‌‌ ​​‌ ​‍‌‍‌‌‌ ​ ‌‍‌‌‌‍ ‍‌ ‌​‌‍​‌‌ ‌​‌‍‍‌‌‍ ‌‍ ‍​ ‍ ‌‍‍‌‌‍‌​​ ‌‌‍‌​​ ​‍‌‍​‍​ ​​​ ​‍​ ‍​​ ​‌​ ‌​​‍ ‌‌‍‌​‌‍​‌​ ‍‌​ ​ ​‍ ‌​ ‌​​ ​‌‌‍‌‍​ ​‍​‍ ‌​ ‍‌‌‍‌‌​ ​‍​ ​‌​‍ ‌‌‍​‌‌‍‌‌‌‍‌‍​ ‌‌​ ​‍‌‍​‌‌‍​ ​ ​‌​ ​‌​ ​ ​ ​‍​ ​​​ ‍ ‌ ‌​‌ ‍‌‌ ​​‌‍‌‌​ ‌‌‍ ​‌‍‌‌‌‍‌ ‌‍​‌‌‍ ​‌‌​​‌‍​‌‌‍‌ ‌‍‌‌​ ‍ ‌ ​​‌‍​‌‌ ‌​‌‍‍​​ ‌‌‍​ ‌‍ ‌‍ ‍‌ ‌​‌‍‌‌‌‍ ‍‌ ‌​​‍‌‌​ ‌‌‌​​‍‌‌ ‌‍‍ ‌‍‌‌‌ ‍‌​‍‌‌​ ​ ‌​‌​​‍‌‌​ ​ ‌​‌​​‍‌‌​ ​‍​ ​‍‌‍‌‌‌‍‌​​ ​‍‌‍​ ​ ​ ‌‍‌‌‌‍‌​​ ‌ ‌‍‌‍​ ​ ‌‍​ ‌‍​ ​‍‌‌​ ​‍​ ​‍​‍‌‌​ ‌‌‌​‌​​‍ ‍‌‍​ ‌‍‍​‌‍‍‌‌‍ ​‌‍‌​‌ ​‍‌‍‌‌‌‍ ‍​‍‌‌​ ‌‌‌​​‍‌‌ ‌‍‍ ‌‍‌‌‌ ‍‌​‍‌‌​ ​ ‌​‌​​‍‌‌​ ​ ‌​‌​​‍‌‌​ ​‍​ ​‍‌‍​‌​ ​‍‌‍​ ​ ‌ ​ ‌ ‌‍​‍‌‍​ ​ ‌‍​ ‌​​ ‌ ​ ‍​‌‍‌​​‍‌‌​ ​‍​ ​‍​‍‌‌​ ‌‌‌​‌​​‍ ‍‌ ‌​‌‍‌‌‌ ‍​‌ ‌​​ ‌‍​‍‌‍​‌‌ ​ ‌‍‌‌‌‌‌‌‌ ​‍‌‍ ​​ ‌‌‍‍​‌ ‌​‌ ‌​‌ ​​​‍‌‌​ ​ ‌​​‌​‍‌‌​ ​‍‌​‌‍​‍‌‌​ ​‍‌​‌‍‌‍ ​‌‍ ‌‍​ ‌‍​‌‌‍ ​‌‍‍​‌‍ ‌ ​ ‌ ‌​​‍‌‌​ ​ ‌​​‌​ ​ ​ ​ ​ ​ ​ ​ ​‍‌‍‌‍‍‌‌‍‌​​ ‌‌‍‌​​ ​‍‌‍​‍​ ​​​ ​‍​ ‍​​ ​‌​ ‌​​‍ ‌‌‍‌​‌‍​‌​ ‍‌​ ​ ​‍ ‌​ ‌​​ ​‌‌‍‌‍​ ​‍​‍ ‌​ ‍‌‌‍‌‌​ ​‍​ ​‌​‍ ‌‌‍​‌‌‍‌‌‌‍‌‍​ ‌‌​ ​‍‌‍​‌‌‍​ ​ ​‌​ ​‌​ ​ ​ ​‍​ ​​​‍‌‍‌ ‌​‌ ‍‌‌ ​​‌‍‌‌​ ‌‌‍ ​‌‍‌‌‌‍‌ ‌‍​‌‌‍ ​‌‌​​‌‍​‌‌‍‌ ‌‍‌‌​‍‌‍‌ ​​‌‍​‌‌ ‌​‌‍‍​​ ‌‌‍​ ‌‍ ‌‍ ‍‌ ‌​‌‍‌‌‌‍ ‍‌ ‌​​‍‌‌​ ‌‌‌​​‍‌‌ ‌‍‍ ‌‍‌‌‌ ‍‌​‍‌‌​ ​ ‌​‌​​‍‌‌​ ​ ‌​‌​​‍‌‌​ ​‍​ ​‍‌‍‌‌‌‍‌​​ ​‍‌‍​ ​ ​ ‌‍‌‌‌‍‌​​ ‌ ‌‍‌‍​ ​ ‌‍​ ‌‍​ ​‍‌‌​ ​‍​ ​‍​‍‌‌​ ‌‌‌​‌​​‍ ‍‌‍​ ‌‍‍​‌‍‍‌‌‍ ​‌‍‌​‌ ​‍‌‍‌‌‌‍ ‍​‍‌‌​ ‌‌‌​​‍‌‌ ‌‍‍ ‌‍‌‌‌ ‍‌​‍‌‌​ ​ ‌​‌​​‍‌‌​ ​ ‌​‌​​‍‌‌​ ​‍​ ​‍‌‍​‌​ ​‍‌‍​ ​ ‌ ​ ‌ ‌‍​‍‌‍​ ​ ‌‍​ ‌​​ ‌ ​ ‍​‌‍‌​​‍‌‌​ ​‍​ ​‍​‍‌‌​ ‌‌‌​‌​​‍ ‍‌ ‌​‌‍‌‌‌ ‍​‌ ‌​​‍‌‍‌ ​​‌‍‌‌‌ ​‍‌ ​ ‌ ​​‌‍‌‌‌‍​ ‌ ‌​‌‍‍‌‌ ‌‍‌‍‌‌​ ‌‌ ​​‌ ‌‌‌‍​‍‌‍ ​‌‍‍‌‌ ​ ‌‍‍​‌‍‌‌‌‍‌​​‍​‍‌ ‌: vrijwillig door een Klant betaald bedrag dat bestemd is
voor de koerier die de Bestelling aflevert. ​​​​‌ ‍ ​‍​‍‌‍ ‌ ​‍‌‍‍‌‌‍‌ ‌‍‍‌‌‍ ‍​‍​‍​ ‍‍​‍​‍‌ ​ ‌‍​‌‌‍ ‍‌‍‍‌‌ ‌​‌ ‍‌​‍ ‍‌‍‍‌‌‍ ​‍​‍​‍ ​​‍​‍‌‍‍​‌ ​‍‌‍‌‌‌‍‌‍​‍​‍​ ‍‍​‍​‍‌‍‍​‌ ‌​‌ ‌​‌ ​​​ ‍‍​‍ ​‍ ‌‍ ​‌‍ ‌‍​ ‌‍​‌‌‍ ​‌‍‍​‌‍ ‌ ​ ‌ ‌​​ ‍‍​ ​ ​ ​ ​ ​ ​ ​ ​‍ ‌‍‍‌‌‍ ‍‌ ‌​‌‍‌‌‌‍ ‍‌ ‌​​‍ ‌‍‌‌‌‍‌​‌‍‍‌‌ ‌​​‍ ‌‍ ‌‌‍ ‌‍‌​‌‍‌‌​ ‌‌ ​​‌ ​‍‌‍‌‌‌ ​ ‌‍‌‌‌‍ ‍‌ ‌​‌‍​‌‌ ‌​‌‍‍‌‌‍ ‌‍ ‍​ ‍ ‌‍‍‌‌‍‌​​ ‌‌‍‌​​ ​‍‌‍​‍​ ​​​ ​‍​ ‍​​ ​‌​ ‌​​‍ ‌‌‍‌​‌‍​‌​ ‍‌​ ​ ​‍ ‌​ ‌​​ ​‌‌‍‌‍​ ​‍​‍ ‌​ ‍‌‌‍‌‌​ ​‍​ ​‌​‍ ‌‌‍​‌‌‍‌‌‌‍‌‍​ ‌‌​ ​‍‌‍​‌‌‍​ ​ ​‌​ ​‌​ ​ ​ ​‍​ ​​​ ‍ ‌ ‌​‌ ‍‌‌ ​​‌‍‌‌​ ‌‌‍ ​‌‍‌‌‌‍‌ ‌‍​‌‌‍ ​‌‌​​‌‍​‌‌‍‌ ‌‍‌‌​ ‍ ‌ ​​‌‍​‌‌ ‌​‌‍‍​​ ‌‌‍​ ‌‍ ‌‍ ‍‌ ‌​‌‍‌‌‌‍ ‍‌ ‌​​‍‌‌​ ‌‌‌​​‍‌‌ ‌‍‍ ‌‍‌‌‌ ‍‌​‍‌‌​ ​ ‌​‌​​‍‌‌​ ​ ‌​‌​​‍‌‌​ ​‍​ ​‍‌‍‌‌‌‍‌​​ ​‍‌‍​ ​ ​ ‌‍‌‌‌‍‌​​ ‌ ‌‍‌‍​ ​ ‌‍​ ‌‍​ ​‍‌‌​ ​‍​ ​‍​‍‌‌​ ‌‌‌​‌​​‍ ‍‌‍​ ‌‍‍​‌‍‍‌‌‍ ​‌‍‌​‌ ​‍‌‍‌‌‌‍ ‍​‍‌‌​ ‌‌‌​​‍‌‌ ‌‍‍ ‌‍‌‌‌ ‍‌​‍‌‌​ ​ ‌​‌​​‍‌‌​ ​ ‌​‌​​‍‌‌​ ​‍​ ​‍‌‍‌‍‌‍‌‍​ ‌‌​ ‌‌​ ​​‌‍​‍​ ​ ​ ‍​​ ‍​‌‍‌​​ ‌​​ ​​​‍‌‌​ ​‍​ ​‍​‍‌‌​ ‌‌‌​‌​​‍ ‍‌ ‌​‌‍‌‌‌ ‍​‌ ‌​​ ‌‍​‍‌‍​‌‌ ​ ‌‍‌‌‌‌‌‌‌ ​‍‌‍ ​​ ‌‌‍‍​‌ ‌​‌ ‌​‌ ​​​‍‌‌​ ​ ‌​​‌​‍‌‌​ ​‍‌​‌‍​‍‌‌​ ​‍‌​‌‍‌‍ ​‌‍ ‌‍​ ‌‍​‌‌‍ ​‌‍‍​‌‍ ‌ ​ ‌ ‌​​‍‌‌​ ​ ‌​​‌​ ​ ​ ​ ​ ​ ​ ​ ​‍‌‍‌‍‍‌‌‍‌​​ ‌‌‍‌​​ ​‍‌‍​‍​ ​​​ ​‍​ ‍​​ ​‌​ ‌​​‍ ‌‌‍‌​‌‍​‌​ ‍‌​ ​ ​‍ ‌​ ‌​​ ​‌‌‍‌‍​ ​‍​‍ ‌​ ‍‌‌‍‌‌​ ​‍​ ​‌​‍ ‌‌‍​‌‌‍‌‌‌‍‌‍​ ‌‌​ ​‍‌‍​‌‌‍​ ​ ​‌​ ​‌​ ​ ​ ​‍​ ​​​‍‌‍‌ ‌​‌ ‍‌‌ ​​‌‍‌‌​ ‌‌‍ ​‌‍‌‌‌‍‌ ‌‍​‌‌‍ ​‌‌​​‌‍​‌‌‍‌ ‌‍‌‌​‍‌‍‌ ​​‌‍​‌‌ ‌​‌‍‍​​ ‌‌‍​ ‌‍ ‌‍ ‍‌ ‌​‌‍‌‌‌‍ ‍‌ ‌​​‍‌‌​ ‌‌‌​​‍‌‌ ‌‍‍ ‌‍‌‌‌ ‍‌​‍‌‌​ ​ ‌​‌​​‍‌‌​ ​ ‌​‌​​‍‌‌​ ​‍​ ​‍‌‍‌‌‌‍‌​​ ​‍‌‍​ ​ ​ ‌‍‌‌‌‍‌​​ ‌ ‌‍‌‍​ ​ ‌‍​ ‌‍​ ​‍‌‌​ ​‍​ ​‍​‍‌‌​ ‌‌‌​‌​​‍ ‍‌‍​ ‌‍‍​‌‍‍‌‌‍ ​‌‍‌​‌ ​‍‌‍‌‌‌‍ ‍​‍‌‌​ ‌‌‌​​‍‌‌ ‌‍‍ ‌‍‌‌‌ ‍‌​‍‌‌​ ​ ‌​‌​​‍‌‌​ ​ ‌​‌​​‍‌‌​ ​‍​ ​‍‌‍‌‍‌‍‌‍​ ‌‌​ ‌‌​ ​​‌‍​‍​ ​ ​ ‍​​ ‍​‌‍‌​​ ‌​​ ​​​‍‌‌​ ​‍​ ​‍​‍‌‌​ ‌‌‌​‌​​‍ ‍‌ ‌​‌‍‌‌‌ ‍​‌ ‌​​‍‌‍‌ ​​‌‍‌‌‌ ​‍‌ ​ ‌ ​​‌‍‌‌‌‍​ ‌ ‌​‌‍‍‌‌ ‌‍‌‍‌‌​ ‌‌ ​​‌ ‌‌‌‍​‍‌‍ ​‌‍‍‌‌ ​ ‌‍‍​‌‍‌‌‌‍‌​​‍​‍‌ ‌
Klant​​​​‌ ‍ ​‍​‍‌‍ ‌ ​‍‌‍‍‌‌‍‌ ‌‍‍‌‌‍ ‍​‍​‍​ ‍‍​‍​‍‌ ​ ‌‍​‌‌‍ ‍‌‍‍‌‌ ‌​‌ ‍‌​‍ ‍‌‍‍‌‌‍ ​‍​‍​‍ ​​‍​‍‌‍‍​‌ ​‍‌‍‌‌‌‍‌‍​‍​‍​ ‍‍​‍​‍‌‍‍​‌ ‌​‌ ‌​‌ ​​​ ‍‍​‍ ​‍ ‌‍ ​‌‍ ‌‍​ ‌‍​‌‌‍ ​‌‍‍​‌‍ ‌ ​ ‌ ‌​​ ‍‍​ ​ ​ ​ ​ ​ ​ ​ ​‍ ‌‍‍‌‌‍ ‍‌ ‌​‌‍‌‌‌‍ ‍‌ ‌​​‍ ‌‍‌‌‌‍‌​‌‍‍‌‌ ‌​​‍ ‌‍ ‌‌‍ ‌‍‌​‌‍‌‌​ ‌‌ ​​‌ ​‍‌‍‌‌‌ ​ ‌‍‌‌‌‍ ‍‌ ‌​‌‍​‌‌ ‌​‌‍‍‌‌‍ ‌‍ ‍​ ‍ ‌‍‍‌‌‍‌​​ ‌‌‍‌​​ ​‍‌‍​‍​ ​​​ ​‍​ ‍​​ ​‌​ ‌​​‍ ‌‌‍‌​‌‍​‌​ ‍‌​ ​ ​‍ ‌​ ‌​​ ​‌‌‍‌‍​ ​‍​‍ ‌​ ‍‌‌‍‌‌​ ​‍​ ​‌​‍ ‌‌‍​‌‌‍‌‌‌‍‌‍​ ‌‌​ ​‍‌‍​‌‌‍​ ​ ​‌​ ​‌​ ​ ​ ​‍​ ​​​ ‍ ‌ ‌​‌ ‍‌‌ ​​‌‍‌‌​ ‌‌‍ ​‌‍‌‌‌‍‌ ‌‍​‌‌‍ ​‌‌​​‌‍​‌‌‍‌ ‌‍‌‌​ ‍ ‌ ​​‌‍​‌‌ ‌​‌‍‍​​ ‌‌‍​ ‌‍ ‌‍ ‍‌ ‌​‌‍‌‌‌‍ ‍‌ ‌​​‍‌‌​ ‌‌‌​​‍‌‌ ‌‍‍ ‌‍‌‌‌ ‍‌​‍‌‌​ ​ ‌​‌​​‍‌‌​ ​ ‌​‌​​‍‌‌​ ​‍​ ​‍​ ‍‌‌‍‌‌​ ​‍​ ​ ‌‍‌​​ ​ ​ ‌‍‌‍‌‌‌‍​‌‌‍​‍‌‍​‍​ ​​​‍‌‌​ ​‍​ ​‍​‍‌‌​ ‌‌‌​‌​​‍ ‍‌‍​ ‌‍‍​‌‍‍‌‌‍ ​‌‍‌​‌ ​‍‌‍‌‌‌‍ ‍​‍‌‌​ ‌‌‌​​‍‌‌ ‌‍‍ ‌‍‌‌‌ ‍‌​‍‌‌​ ​ ‌​‌​​‍‌‌​ ​ ‌​‌​​‍‌‌​ ​‍​ ​‍‌‍​‌​ ​‍‌‍​ ​ ‌ ​ ‌ ‌‍​‍‌‍​ ​ ‌‍​ ‌​​ ‌ ​ ‍​‌‍‌​​‍‌‌​ ​‍​ ​‍​‍‌‌​ ‌‌‌​‌​​‍ ‍‌ ‌​‌‍‌‌‌ ‍​‌ ‌​​ ‌‍​‍‌‍​‌‌ ​ ‌‍‌‌‌‌‌‌‌ ​‍‌‍ ​​ ‌‌‍‍​‌ ‌​‌ ‌​‌ ​​​‍‌‌​ ​ ‌​​‌​‍‌‌​ ​‍‌​‌‍​‍‌‌​ ​‍‌​‌‍‌‍ ​‌‍ ‌‍​ ‌‍​‌‌‍ ​‌‍‍​‌‍ ‌ ​ ‌ ‌​​‍‌‌​ ​ ‌​​‌​ ​ ​ ​ ​ ​ ​ ​ ​‍‌‍‌‍‍‌‌‍‌​​ ‌‌‍‌​​ ​‍‌‍​‍​ ​​​ ​‍​ ‍​​ ​‌​ ‌​​‍ ‌‌‍‌​‌‍​‌​ ‍‌​ ​ ​‍ ‌​ ‌​​ ​‌‌‍‌‍​ ​‍​‍ ‌​ ‍‌‌‍‌‌​ ​‍​ ​‌​‍ ‌‌‍​‌‌‍‌‌‌‍‌‍​ ‌‌​ ​‍‌‍​‌‌‍​ ​ ​‌​ ​‌​ ​ ​ ​‍​ ​​​‍‌‍‌ ‌​‌ ‍‌‌ ​​‌‍‌‌​ ‌‌‍ ​‌‍‌‌‌‍‌ ‌‍​‌‌‍ ​‌‌​​‌‍​‌‌‍‌ ‌‍‌‌​‍‌‍‌ ​​‌‍​‌‌ ‌​‌‍‍​​ ‌‌‍​ ‌‍ ‌‍ ‍‌ ‌​‌‍‌‌‌‍ ‍‌ ‌​​‍‌‌​ ‌‌‌​​‍‌‌ ‌‍‍ ‌‍‌‌‌ ‍‌​‍‌‌​ ​ ‌​‌​​‍‌‌​ ​ ‌​‌​​‍‌‌​ ​‍​ ​‍​ ‍‌‌‍‌‌​ ​‍​ ​ ‌‍‌​​ ​ ​ ‌‍‌‍‌‌‌‍​‌‌‍​‍‌‍​‍​ ​​​‍‌‌​ ​‍​ ​‍​‍‌‌​ ‌‌‌​‌​​‍ ‍‌‍​ ‌‍‍​‌‍‍‌‌‍ ​‌‍‌​‌ ​‍‌‍‌‌‌‍ ‍​‍‌‌​ ‌‌‌​​‍‌‌ ‌‍‍ ‌‍‌‌‌ ‍‌​‍‌‌​ ​ ‌​‌​​‍‌‌​ ​ ‌​‌​​‍‌‌​ ​‍​ ​‍‌‍​‌​ ​‍‌‍​ ​ ‌ ​ ‌ ‌‍​‍‌‍​ ​ ‌‍​ ‌​​ ‌ ​ ‍​‌‍‌​​‍‌‌​ ​‍​ ​‍​‍‌‌​ ‌‌‌​‌​​‍ ‍‌ ‌​‌‍‌‌‌ ‍​‌ ‌​​‍‌‍‌ ​​‌‍‌‌‌ ​‍‌ ​ ‌ ​​‌‍‌‌‌‍​ ‌ ‌​‌‍‍‌‌ ‌‍‌‍‌‌​ ‌‌ ​​‌ ‌‌‌‍​‍‌‍ ​‌‍‍‌‌ ​ ‌‍‍​‌‍‌‌‌‍‌​​‍​‍‌ ‌: een natuurlijk persoon of rechtspersoon die een
Bestelling plaats via het Platform. ​​​​‌ ‍ ​‍​‍‌‍ ‌ ​‍‌‍‍‌‌‍‌ ‌‍‍‌‌‍ ‍​‍​‍​ ‍‍​‍​‍‌ ​ ‌‍​‌‌‍ ‍‌‍‍‌‌ ‌​‌ ‍‌​‍ ‍‌‍‍‌‌‍ ​‍​‍​‍ ​​‍​‍‌‍‍​‌ ​‍‌‍‌‌‌‍‌‍​‍​‍​ ‍‍​‍​‍‌‍‍​‌ ‌​‌ ‌​‌ ​​​ ‍‍​‍ ​‍ ‌‍ ​‌‍ ‌‍​ ‌‍​‌‌‍ ​‌‍‍​‌‍ ‌ ​ ‌ ‌​​ ‍‍​ ​ ​ ​ ​ ​ ​ ​ ​‍ ‌‍‍‌‌‍ ‍‌ ‌​‌‍‌‌‌‍ ‍‌ ‌​​‍ ‌‍‌‌‌‍‌​‌‍‍‌‌ ‌​​‍ ‌‍ ‌‌‍ ‌‍‌​‌‍‌‌​ ‌‌ ​​‌ ​‍‌‍‌‌‌ ​ ‌‍‌‌‌‍ ‍‌ ‌​‌‍​‌‌ ‌​‌‍‍‌‌‍ ‌‍ ‍​ ‍ ‌‍‍‌‌‍‌​​ ‌‌‍‌​​ ​‍‌‍​‍​ ​​​ ​‍​ ‍​​ ​‌​ ‌​​‍ ‌‌‍‌​‌‍​‌​ ‍‌​ ​ ​‍ ‌​ ‌​​ ​‌‌‍‌‍​ ​‍​‍ ‌​ ‍‌‌‍‌‌​ ​‍​ ​‌​‍ ‌‌‍​‌‌‍‌‌‌‍‌‍​ ‌‌​ ​‍‌‍​‌‌‍​ ​ ​‌​ ​‌​ ​ ​ ​‍​ ​​​ ‍ ‌ ‌​‌ ‍‌‌ ​​‌‍‌‌​ ‌‌‍ ​‌‍‌‌‌‍‌ ‌‍​‌‌‍ ​‌‌​​‌‍​‌‌‍‌ ‌‍‌‌​ ‍ ‌ ​​‌‍​‌‌ ‌​‌‍‍​​ ‌‌‍​ ‌‍ ‌‍ ‍‌ ‌​‌‍‌‌‌‍ ‍‌ ‌​​‍‌‌​ ‌‌‌​​‍‌‌ ‌‍‍ ‌‍‌‌‌ ‍‌​‍‌‌​ ​ ‌​‌​​‍‌‌​ ​ ‌​‌​​‍‌‌​ ​‍​ ​‍​ ‍‌‌‍‌‌​ ​‍​ ​ ‌‍‌​​ ​ ​ ‌‍‌‍‌‌‌‍​‌‌‍​‍‌‍​‍​ ​​​‍‌‌​ ​‍​ ​‍​‍‌‌​ ‌‌‌​‌​​‍ ‍‌‍​ ‌‍‍​‌‍‍‌‌‍ ​‌‍‌​‌ ​‍‌‍‌‌‌‍ ‍​‍‌‌​ ‌‌‌​​‍‌‌ ‌‍‍ ‌‍‌‌‌ ‍‌​‍‌‌​ ​ ‌​‌​​‍‌‌​ ​ ‌​‌​​‍‌‌​ ​‍​ ​‍​ ‌​​ ‍​​ ​‌​ ‌‍​ ‌ ‌‍‌‍​ ​​​ ‍‌‌‍‌‍‌‍​‌‌‍‌‍​ ‍​​‍‌‌​ ​‍​ ​‍​‍‌‌​ ‌‌‌​‌​​‍ ‍‌ ‌​‌‍‌‌‌ ‍​‌ ‌​​ ‌‍​‍‌‍​‌‌ ​ ‌‍‌‌‌‌‌‌‌ ​‍‌‍ ​​ ‌‌‍‍​‌ ‌​‌ ‌​‌ ​​​‍‌‌​ ​ ‌​​‌​‍‌‌​ ​‍‌​‌‍​‍‌‌​ ​‍‌​‌‍‌‍ ​‌‍ ‌‍​ ‌‍​‌‌‍ ​‌‍‍​‌‍ ‌ ​ ‌ ‌​​‍‌‌​ ​ ‌​​‌​ ​ ​ ​ ​ ​ ​ ​ ​‍‌‍‌‍‍‌‌‍‌​​ ‌‌‍‌​​ ​‍‌‍​‍​ ​​​ ​‍​ ‍​​ ​‌​ ‌​​‍ ‌‌‍‌​‌‍​‌​ ‍‌​ ​ ​‍ ‌​ ‌​​ ​‌‌‍‌‍​ ​‍​‍ ‌​ ‍‌‌‍‌‌​ ​‍​ ​‌​‍ ‌‌‍​‌‌‍‌‌‌‍‌‍​ ‌‌​ ​‍‌‍​‌‌‍​ ​ ​‌​ ​‌​ ​ ​ ​‍​ ​​​‍‌‍‌ ‌​‌ ‍‌‌ ​​‌‍‌‌​ ‌‌‍ ​‌‍‌‌‌‍‌ ‌‍​‌‌‍ ​‌‌​​‌‍​‌‌‍‌ ‌‍‌‌​‍‌‍‌ ​​‌‍​‌‌ ‌​‌‍‍​​ ‌‌‍​ ‌‍ ‌‍ ‍‌ ‌​‌‍‌‌‌‍ ‍‌ ‌​​‍‌‌​ ‌‌‌​​‍‌‌ ‌‍‍ ‌‍‌‌‌ ‍‌​‍‌‌​ ​ ‌​‌​​‍‌‌​ ​ ‌​‌​​‍‌‌​ ​‍​ ​‍​ ‍‌‌‍‌‌​ ​‍​ ​ ‌‍‌​​ ​ ​ ‌‍‌‍‌‌‌‍​‌‌‍​‍‌‍​‍​ ​​​‍‌‌​ ​‍​ ​‍​‍‌‌​ ‌‌‌​‌​​‍ ‍‌‍​ ‌‍‍​‌‍‍‌‌‍ ​‌‍‌​‌ ​‍‌‍‌‌‌‍ ‍​‍‌‌​ ‌‌‌​​‍‌‌ ‌‍‍ ‌‍‌‌‌ ‍‌​‍‌‌​ ​ ‌​‌​​‍‌‌​ ​ ‌​‌​​‍‌‌​ ​‍​ ​‍​ ‌​​ ‍​​ ​‌​ ‌‍​ ‌ ‌‍‌‍​ ​​​ ‍‌‌‍‌‍‌‍​‌‌‍‌‍​ ‍​​‍‌‌​ ​‍​ ​‍​‍‌‌​ ‌‌‌​‌​​‍ ‍‌ ‌​‌‍‌‌‌ ‍​‌ ‌​​‍‌‍‌ ​​‌‍‌‌‌ ​‍‌ ​ ‌ ​​‌‍‌‌‌‍​ ‌ ‌​‌‍‍‌‌ ‌‍‌‍‌‌​ ‌‌ ​​‌ ‌‌‌‍​‍‌‍ ​‌‍‍‌‌ ​ ‌‍‍​‌‍‌‌‌‍‌​​‍​‍‌ ‌
Overeenkomst​​​​‌ ‍ ​‍​‍‌‍ ‌ ​‍‌‍‍‌‌‍‌ ‌‍‍‌‌‍ ‍​‍​‍​ ‍‍​‍​‍‌ ​ ‌‍​‌‌‍ ‍‌‍‍‌‌ ‌​‌ ‍‌​‍ ‍‌‍‍‌‌‍ ​‍​‍​‍ ​​‍​‍‌‍‍​‌ ​‍‌‍‌‌‌‍‌‍​‍​‍​ ‍‍​‍​‍‌‍‍​‌ ‌​‌ ‌​‌ ​​​ ‍‍​‍ ​‍ ‌‍ ​‌‍ ‌‍​ ‌‍​‌‌‍ ​‌‍‍​‌‍ ‌ ​ ‌ ‌​​ ‍‍​ ​ ​ ​ ​ ​ ​ ​ ​‍ ‌‍‍‌‌‍ ‍‌ ‌​‌‍‌‌‌‍ ‍‌ ‌​​‍ ‌‍‌‌‌‍‌​‌‍‍‌‌ ‌​​‍ ‌‍ ‌‌‍ ‌‍‌​‌‍‌‌​ ‌‌ ​​‌ ​‍‌‍‌‌‌ ​ ‌‍‌‌‌‍ ‍‌ ‌​‌‍​‌‌ ‌​‌‍‍‌‌‍ ‌‍ ‍​ ‍ ‌‍‍‌‌‍‌​​ ‌‌‍‌​​ ​‍‌‍​‍​ ​​​ ​‍​ ‍​​ ​‌​ ‌​​‍ ‌‌‍‌​‌‍​‌​ ‍‌​ ​ ​‍ ‌​ ‌​​ ​‌‌‍‌‍​ ​‍​‍ ‌​ ‍‌‌‍‌‌​ ​‍​ ​‌​‍ ‌‌‍​‌‌‍‌‌‌‍‌‍​ ‌‌​ ​‍‌‍​‌‌‍​ ​ ​‌​ ​‌​ ​ ​ ​‍​ ​​​ ‍ ‌ ‌​‌ ‍‌‌ ​​‌‍‌‌​ ‌‌‍ ​‌‍‌‌‌‍‌ ‌‍​‌‌‍ ​‌‌​​‌‍​‌‌‍‌ ‌‍‌‌​ ‍ ‌ ​​‌‍​‌‌ ‌​‌‍‍​​ ‌‌‍​ ‌‍ ‌‍ ‍‌ ‌​‌‍‌‌‌‍ ‍‌ ‌​​‍‌‌​ ‌‌‌​​‍‌‌ ‌‍‍ ‌‍‌‌‌ ‍‌​‍‌‌​ ​ ‌​‌​​‍‌‌​ ​ ‌​‌​​‍‌‌​ ​‍​ ​‍‌‍​‌‌‍‌​‌‍‌‍​ ‍​‌‍​‌​ ​​​ ‌ ​ ‌‍‌‍‌‍‌‍​ ​ ​​​ ​‍​‍‌‌​ ​‍​ ​‍​‍‌‌​ ‌‌‌​‌​​‍ ‍‌‍​ ‌‍‍​‌‍‍‌‌‍ ​‌‍‌​‌ ​‍‌‍‌‌‌‍ ‍​‍‌‌​ ‌‌‌​​‍‌‌ ‌‍‍ ‌‍‌‌‌ ‍‌​‍‌‌​ ​ ‌​‌​​‍‌‌​ ​ ‌​‌​​‍‌‌​ ​‍​ ​‍‌‍​‌​ ​‍‌‍​ ​ ‌ ​ ‌ ‌‍​‍‌‍​ ​ ‌‍​ ‌​​ ‌ ​ ‍​‌‍‌​​‍‌‌​ ​‍​ ​‍​‍‌‌​ ‌‌‌​‌​​‍ ‍‌ ‌​‌‍‌‌‌ ‍​‌ ‌​​ ‌‍​‍‌‍​‌‌ ​ ‌‍‌‌‌‌‌‌‌ ​‍‌‍ ​​ ‌‌‍‍​‌ ‌​‌ ‌​‌ ​​​‍‌‌​ ​ ‌​​‌​‍‌‌​ ​‍‌​‌‍​‍‌‌​ ​‍‌​‌‍‌‍ ​‌‍ ‌‍​ ‌‍​‌‌‍ ​‌‍‍​‌‍ ‌ ​ ‌ ‌​​‍‌‌​ ​ ‌​​‌​ ​ ​ ​ ​ ​ ​ ​ ​‍‌‍‌‍‍‌‌‍‌​​ ‌‌‍‌​​ ​‍‌‍​‍​ ​​​ ​‍​ ‍​​ ​‌​ ‌​​‍ ‌‌‍‌​‌‍​‌​ ‍‌​ ​ ​‍ ‌​ ‌​​ ​‌‌‍‌‍​ ​‍​‍ ‌​ ‍‌‌‍‌‌​ ​‍​ ​‌​‍ ‌‌‍​‌‌‍‌‌‌‍‌‍​ ‌‌​ ​‍‌‍​‌‌‍​ ​ ​‌​ ​‌​ ​ ​ ​‍​ ​​​‍‌‍‌ ‌​‌ ‍‌‌ ​​‌‍‌‌​ ‌‌‍ ​‌‍‌‌‌‍‌ ‌‍​‌‌‍ ​‌‌​​‌‍​‌‌‍‌ ‌‍‌‌​‍‌‍‌ ​​‌‍​‌‌ ‌​‌‍‍​​ ‌‌‍​ ‌‍ ‌‍ ‍‌ ‌​‌‍‌‌‌‍ ‍‌ ‌​​‍‌‌​ ‌‌‌​​‍‌‌ ‌‍‍ ‌‍‌‌‌ ‍‌​‍‌‌​ ​ ‌​‌​​‍‌‌​ ​ ‌​‌​​‍‌‌​ ​‍​ ​‍‌‍​‌‌‍‌​‌‍‌‍​ ‍​‌‍​‌​ ​​​ ‌ ​ ‌‍‌‍‌‍‌‍​ ​ ​​​ ​‍​‍‌‌​ ​‍​ ​‍​‍‌‌​ ‌‌‌​‌​​‍ ‍‌‍​ ‌‍‍​‌‍‍‌‌‍ ​‌‍‌​‌ ​‍‌‍‌‌‌‍ ‍​‍‌‌​ ‌‌‌​​‍‌‌ ‌‍‍ ‌‍‌‌‌ ‍‌​‍‌‌​ ​ ‌​‌​​‍‌‌​ ​ ‌​‌​​‍‌‌​ ​‍​ ​‍‌‍​‌​ ​‍‌‍​ ​ ‌ ​ ‌ ‌‍​‍‌‍​ ​ ‌‍​ ‌​​ ‌ ​ ‍​‌‍‌​​‍‌‌​ ​‍​ ​‍​‍‌‌​ ‌‌‌​‌​​‍ ‍‌ ‌​‌‍‌‌‌ ‍​‌ ‌​​‍‌‍‌ ​​‌‍‌‌‌ ​‍‌ ​ ‌ ​​‌‍‌‌‌‍​ ‌ ‌​‌‍‍‌‌ ‌‍‌‍‌‌​ ‌‌ ​​‌ ‌‌‌‍​‍‌‍ ​‌‍‍‌‌ ​ ‌‍‍​‌‍‌‌‌‍‌​​‍​‍‌ ‌: een overeenkomst tussen de Klant en het
Bedrijf met betrekking tot een Bestelling en de bezorging of
het afhalen van de Bestelling. ​​​​‌ ‍ ​‍​‍‌‍ ‌ ​‍‌‍‍‌‌‍‌ ‌‍‍‌‌‍ ‍​‍​‍​ ‍‍​‍​‍‌ ​ ‌‍​‌‌‍ ‍‌‍‍‌‌ ‌​‌ ‍‌​‍ ‍‌‍‍‌‌‍ ​‍​‍​‍ ​​‍​‍‌‍‍​‌ ​‍‌‍‌‌‌‍‌‍​‍​‍​ ‍‍​‍​‍‌‍‍​‌ ‌​‌ ‌​‌ ​​​ ‍‍​‍ ​‍ ‌‍ ​‌‍ ‌‍​ ‌‍​‌‌‍ ​‌‍‍​‌‍ ‌ ​ ‌ ‌​​ ‍‍​ ​ ​ ​ ​ ​ ​ ​ ​‍ ‌‍‍‌‌‍ ‍‌ ‌​‌‍‌‌‌‍ ‍‌ ‌​​‍ ‌‍‌‌‌‍‌​‌‍‍‌‌ ‌​​‍ ‌‍ ‌‌‍ ‌‍‌​‌‍‌‌​ ‌‌ ​​‌ ​‍‌‍‌‌‌ ​ ‌‍‌‌‌‍ ‍‌ ‌​‌‍​‌‌ ‌​‌‍‍‌‌‍ ‌‍ ‍​ ‍ ‌‍‍‌‌‍‌​​ ‌‌‍‌​​ ​‍‌‍​‍​ ​​​ ​‍​ ‍​​ ​‌​ ‌​​‍ ‌‌‍‌​‌‍​‌​ ‍‌​ ​ ​‍ ‌​ ‌​​ ​‌‌‍‌‍​ ​‍​‍ ‌​ ‍‌‌‍‌‌​ ​‍​ ​‌​‍ ‌‌‍​‌‌‍‌‌‌‍‌‍​ ‌‌​ ​‍‌‍​‌‌‍​ ​ ​‌​ ​‌​ ​ ​ ​‍​ ​​​ ‍ ‌ ‌​‌ ‍‌‌ ​​‌‍‌‌​ ‌‌‍ ​‌‍‌‌‌‍‌ ‌‍​‌‌‍ ​‌‌​​‌‍​‌‌‍‌ ‌‍‌‌​ ‍ ‌ ​​‌‍​‌‌ ‌​‌‍‍​​ ‌‌‍​ ‌‍ ‌‍ ‍‌ ‌​‌‍‌‌‌‍ ‍‌ ‌​​‍‌‌​ ‌‌‌​​‍‌‌ ‌‍‍ ‌‍‌‌‌ ‍‌​‍‌‌​ ​ ‌​‌​​‍‌‌​ ​ ‌​‌​​‍‌‌​ ​‍​ ​‍‌‍​‌‌‍‌​‌‍‌‍​ ‍​‌‍​‌​ ​​​ ‌ ​ ‌‍‌‍‌‍‌‍​ ​ ​​​ ​‍​‍‌‌​ ​‍​ ​‍​‍‌‌​ ‌‌‌​‌​​‍ ‍‌‍​ ‌‍‍​‌‍‍‌‌‍ ​‌‍‌​‌ ​‍‌‍‌‌‌‍ ‍​‍‌‌​ ‌‌‌​​‍‌‌ ‌‍‍ ‌‍‌‌‌ ‍‌​‍‌‌​ ​ ‌​‌​​‍‌‌​ ​ ‌​‌​​‍‌‌​ ​‍​ ​‍‌‍‌‌‌‍‌‍‌‍​‍​ ​‌‌‍‌‌​ ‍​​ ‌‍‌‍‌​​ ​‍​ ‍​​ ​‍‌‍‌​​‍‌‌​ ​‍​ ​‍​‍‌‌​ ‌‌‌​‌​​‍ ‍‌ ‌​‌‍‌‌‌ ‍​‌ ‌​​ ‌‍​‍‌‍​‌‌ ​ ‌‍‌‌‌‌‌‌‌ ​‍‌‍ ​​ ‌‌‍‍​‌ ‌​‌ ‌​‌ ​​​‍‌‌​ ​ ‌​​‌​‍‌‌​ ​‍‌​‌‍​‍‌‌​ ​‍‌​‌‍‌‍ ​‌‍ ‌‍​ ‌‍​‌‌‍ ​‌‍‍​‌‍ ‌ ​ ‌ ‌​​‍‌‌​ ​ ‌​​‌​ ​ ​ ​ ​ ​ ​ ​ ​‍‌‍‌‍‍‌‌‍‌​​ ‌‌‍‌​​ ​‍‌‍​‍​ ​​​ ​‍​ ‍​​ ​‌​ ‌​​‍ ‌‌‍‌​‌‍​‌​ ‍‌​ ​ ​‍ ‌​ ‌​​ ​‌‌‍‌‍​ ​‍​‍ ‌​ ‍‌‌‍‌‌​ ​‍​ ​‌​‍ ‌‌‍​‌‌‍‌‌‌‍‌‍​ ‌‌​ ​‍‌‍​‌‌‍​ ​ ​‌​ ​‌​ ​ ​ ​‍​ ​​​‍‌‍‌ ‌​‌ ‍‌‌ ​​‌‍‌‌​ ‌‌‍ ​‌‍‌‌‌‍‌ ‌‍​‌‌‍ ​‌‌​​‌‍​‌‌‍‌ ‌‍‌‌​‍‌‍‌ ​​‌‍​‌‌ ‌​‌‍‍​​ ‌‌‍​ ‌‍ ‌‍ ‍‌ ‌​‌‍‌‌‌‍ ‍‌ ‌​​‍‌‌​ ‌‌‌​​‍‌‌ ‌‍‍ ‌‍‌‌‌ ‍‌​‍‌‌​ ​ ‌​‌​​‍‌‌​ ​ ‌​‌​​‍‌‌​ ​‍​ ​‍‌‍​‌‌‍‌​‌‍‌‍​ ‍​‌‍​‌​ ​​​ ‌ ​ ‌‍‌‍‌‍‌‍​ ​ ​​​ ​‍​‍‌‌​ ​‍​ ​‍​‍‌‌​ ‌‌‌​‌​​‍ ‍‌‍​ ‌‍‍​‌‍‍‌‌‍ ​‌‍‌​‌ ​‍‌‍‌‌‌‍ ‍​‍‌‌​ ‌‌‌​​‍‌‌ ‌‍‍ ‌‍‌‌‌ ‍‌​‍‌‌​ ​ ‌​‌​​‍‌‌​ ​ ‌​‌​​‍‌‌​ ​‍​ ​‍‌‍‌‌‌‍‌‍‌‍​‍​ ​‌‌‍‌‌​ ‍​​ ‌‍‌‍‌​​ ​‍​ ‍​​ ​‍‌‍‌​​‍‌‌​ ​‍​ ​‍​‍‌‌​ ‌‌‌​‌​​‍ ‍‌ ‌​‌‍‌‌‌ ‍​‌ ‌​​‍‌‍‌ ​​‌‍‌‌‌ ​‍‌ ​ ‌ ​​‌‍‌‌‌‍​ ‌ ‌​‌‍‍‌‌ ‌‍‌‍‌‌​ ‌‌ ​​‌ ‌‌‌‍​‍‌‍ ​‌‍‍‌‌ ​ ‌‍‍​‌‍‌‌‌‍‌​​‍​‍‌ ‌
Platform​​​​‌ ‍ ​‍​‍‌‍ ‌ ​‍‌‍‍‌‌‍‌ ‌‍‍‌‌‍ ‍​‍​‍​ ‍‍​‍​‍‌ ​ ‌‍​‌‌‍ ‍‌‍‍‌‌ ‌​‌ ‍‌​‍ ‍‌‍‍‌‌‍ ​‍​‍​‍ ​​‍​‍‌‍‍​‌ ​‍‌‍‌‌‌‍‌‍​‍​‍​ ‍‍​‍​‍‌‍‍​‌ ‌​‌ ‌​‌ ​​​ ‍‍​‍ ​‍ ‌‍ ​‌‍ ‌‍​ ‌‍​‌‌‍ ​‌‍‍​‌‍ ‌ ​ ‌ ‌​​ ‍‍​ ​ ​ ​ ​ ​ ​ ​ ​‍ ‌‍‍‌‌‍ ‍‌ ‌​‌‍‌‌‌‍ ‍‌ ‌​​‍ ‌‍‌‌‌‍‌​‌‍‍‌‌ ‌​​‍ ‌‍ ‌‌‍ ‌‍‌​‌‍‌‌​ ‌‌ ​​‌ ​‍‌‍‌‌‌ ​ ‌‍‌‌‌‍ ‍‌ ‌​‌‍​‌‌ ‌​‌‍‍‌‌‍ ‌‍ ‍​ ‍ ‌‍‍‌‌‍‌​​ ‌‌‍‌​​ ​‍‌‍​‍​ ​​​ ​‍​ ‍​​ ​‌​ ‌​​‍ ‌‌‍‌​‌‍​‌​ ‍‌​ ​ ​‍ ‌​ ‌​​ ​‌‌‍‌‍​ ​‍​‍ ‌​ ‍‌‌‍‌‌​ ​‍​ ​‌​‍ ‌‌‍​‌‌‍‌‌‌‍‌‍​ ‌‌​ ​‍‌‍​‌‌‍​ ​ ​‌​ ​‌​ ​ ​ ​‍​ ​​​ ‍ ‌ ‌​‌ ‍‌‌ ​​‌‍‌‌​ ‌‌‍ ​‌‍‌‌‌‍‌ ‌‍​‌‌‍ ​‌‌​​‌‍​‌‌‍‌ ‌‍‌‌​ ‍ ‌ ​​‌‍​‌‌ ‌​‌‍‍​​ ‌‌‍​ ‌‍ ‌‍ ‍‌ ‌​‌‍‌‌‌‍ ‍‌ ‌​​‍‌‌​ ‌‌‌​​‍‌‌ ‌‍‍ ‌‍‌‌‌ ‍‌​‍‌‌​ ​ ‌​‌​​‍‌‌​ ​ ‌​‌​​‍‌‌​ ​‍​ ​‍​ ‌‌​ ​‍​ ‌ ​ ​‌‌‍‌‌‌‍​ ‌‍‌‌‌‍​‌​ ​‍​ ​‍​ ​ ​ ​​​‍‌‌​ ​‍​ ​‍​‍‌‌​ ‌‌‌​‌​​‍ ‍‌‍​ ‌‍‍​‌‍‍‌‌‍ ​‌‍‌​‌ ​‍‌‍‌‌‌‍ ‍​‍‌‌​ ‌‌‌​​‍‌‌ ‌‍‍ ‌‍‌‌‌ ‍‌​‍‌‌​ ​ ‌​‌​​‍‌‌​ ​ ‌​‌​​‍‌‌​ ​‍​ ​‍‌‍​‌​ ​‍‌‍​ ​ ‌ ​ ‌ ‌‍​‍‌‍​ ​ ‌‍​ ‌​​ ‌ ​ ‍​‌‍‌​​‍‌‌​ ​‍​ ​‍​‍‌‌​ ‌‌‌​‌​​‍ ‍‌ ‌​‌‍‌‌‌ ‍​‌ ‌​​ ‌‍​‍‌‍​‌‌ ​ ‌‍‌‌‌‌‌‌‌ ​‍‌‍ ​​ ‌‌‍‍​‌ ‌​‌ ‌​‌ ​​​‍‌‌​ ​ ‌​​‌​‍‌‌​ ​‍‌​‌‍​‍‌‌​ ​‍‌​‌‍‌‍ ​‌‍ ‌‍​ ‌‍​‌‌‍ ​‌‍‍​‌‍ ‌ ​ ‌ ‌​​‍‌‌​ ​ ‌​​‌​ ​ ​ ​ ​ ​ ​ ​ ​‍‌‍‌‍‍‌‌‍‌​​ ‌‌‍‌​​ ​‍‌‍​‍​ ​​​ ​‍​ ‍​​ ​‌​ ‌​​‍ ‌‌‍‌​‌‍​‌​ ‍‌​ ​ ​‍ ‌​ ‌​​ ​‌‌‍‌‍​ ​‍​‍ ‌​ ‍‌‌‍‌‌​ ​‍​ ​‌​‍ ‌‌‍​‌‌‍‌‌‌‍‌‍​ ‌‌​ ​‍‌‍​‌‌‍​ ​ ​‌​ ​‌​ ​ ​ ​‍​ ​​​‍‌‍‌ ‌​‌ ‍‌‌ ​​‌‍‌‌​ ‌‌‍ ​‌‍‌‌‌‍‌ ‌‍​‌‌‍ ​‌‌​​‌‍​‌‌‍‌ ‌‍‌‌​‍‌‍‌ ​​‌‍​‌‌ ‌​‌‍‍​​ ‌‌‍​ ‌‍ ‌‍ ‍‌ ‌​‌‍‌‌‌‍ ‍‌ ‌​​‍‌‌​ ‌‌‌​​‍‌‌ ‌‍‍ ‌‍‌‌‌ ‍‌​‍‌‌​ ​ ‌​‌​​‍‌‌​ ​ ‌​‌​​‍‌‌​ ​‍​ ​‍​ ‌‌​ ​‍​ ‌ ​ ​‌‌‍‌‌‌‍​ ‌‍‌‌‌‍​‌​ ​‍​ ​‍​ ​ ​ ​​​‍‌‌​ ​‍​ ​‍​‍‌‌​ ‌‌‌​‌​​‍ ‍‌‍​ ‌‍‍​‌‍‍‌‌‍ ​‌‍‌​‌ ​‍‌‍‌‌‌‍ ‍​‍‌‌​ ‌‌‌​​‍‌‌ ‌‍‍ ‌‍‌‌‌ ‍‌​‍‌‌​ ​ ‌​‌​​‍‌‌​ ​ ‌​‌​​‍‌‌​ ​‍​ ​‍‌‍​‌​ ​‍‌‍​ ​ ‌ ​ ‌ ‌‍​‍‌‍​ ​ ‌‍​ ‌​​ ‌ ​ ‍​‌‍‌​​‍‌‌​ ​‍​ ​‍​‍‌‌​ ‌‌‌​‌​​‍ ‍‌ ‌​‌‍‌‌‌ ‍​‌ ‌​​‍‌‍‌ ​​‌‍‌‌‌ ​‍‌ ​ ‌ ​​‌‍‌‌‌‍​ ‌ ‌​‌‍‍‌‌ ‌‍‌‍‌‌​ ‌‌ ​​‌ ‌‌‌‍​‍‌‍ ​‌‍‍‌‌ ​ ‌‍‍​‌‍‌‌‌‍‌​​‍​‍‌ ‌: de website(s), apps, tools en andere apparaten van
Hebbes en aan haar gelieerde bedrijven en zakelijke partners
waarop de Service beschikbaar wordt gemaakt. ​​​​‌ ‍ ​‍​‍‌‍ ‌ ​‍‌‍‍‌‌‍‌ ‌‍‍‌‌‍ ‍​‍​‍​ ‍‍​‍​‍‌ ​ ‌‍​‌‌‍ ‍‌‍‍‌‌ ‌​‌ ‍‌​‍ ‍‌‍‍‌‌‍ ​‍​‍​‍ ​​‍​‍‌‍‍​‌ ​‍‌‍‌‌‌‍‌‍​‍​‍​ ‍‍​‍​‍‌‍‍​‌ ‌​‌ ‌​‌ ​​​ ‍‍​‍ ​‍ ‌‍ ​‌‍ ‌‍​ ‌‍​‌‌‍ ​‌‍‍​‌‍ ‌ ​ ‌ ‌​​ ‍‍​ ​ ​ ​ ​ ​ ​ ​ ​‍ ‌‍‍‌‌‍ ‍‌ ‌​‌‍‌‌‌‍ ‍‌ ‌​​‍ ‌‍‌‌‌‍‌​‌‍‍‌‌ ‌​​‍ ‌‍ ‌‌‍ ‌‍‌​‌‍‌‌​ ‌‌ ​​‌ ​‍‌‍‌‌‌ ​ ‌‍‌‌‌‍ ‍‌ ‌​‌‍​‌‌ ‌​‌‍‍‌‌‍ ‌‍ ‍​ ‍ ‌‍‍‌‌‍‌​​ ‌‌‍‌​​ ​‍‌‍​‍​ ​​​ ​‍​ ‍​​ ​‌​ ‌​​‍ ‌‌‍‌​‌‍​‌​ ‍‌​ ​ ​‍ ‌​ ‌​​ ​‌‌‍‌‍​ ​‍​‍ ‌​ ‍‌‌‍‌‌​ ​‍​ ​‌​‍ ‌‌‍​‌‌‍‌‌‌‍‌‍​ ‌‌​ ​‍‌‍​‌‌‍​ ​ ​‌​ ​‌​ ​ ​ ​‍​ ​​​ ‍ ‌ ‌​‌ ‍‌‌ ​​‌‍‌‌​ ‌‌‍ ​‌‍‌‌‌‍‌ ‌‍​‌‌‍ ​‌‌​​‌‍​‌‌‍‌ ‌‍‌‌​ ‍ ‌ ​​‌‍​‌‌ ‌​‌‍‍​​ ‌‌‍​ ‌‍ ‌‍ ‍‌ ‌​‌‍‌‌‌‍ ‍‌ ‌​​‍‌‌​ ‌‌‌​​‍‌‌ ‌‍‍ ‌‍‌‌‌ ‍‌​‍‌‌​ ​ ‌​‌​​‍‌‌​ ​ ‌​‌​​‍‌‌​ ​‍​ ​‍​ ‌‌​ ​‍​ ‌ ​ ​‌‌‍‌‌‌‍​ ‌‍‌‌‌‍​‌​ ​‍​ ​‍​ ​ ​ ​​​‍‌‌​ ​‍​ ​‍​‍‌‌​ ‌‌‌​‌​​‍ ‍‌‍​ ‌‍‍​‌‍‍‌‌‍ ​‌‍‌​‌ ​‍‌‍‌‌‌‍ ‍​‍‌‌​ ‌‌‌​​‍‌‌ ‌‍‍ ‌‍‌‌‌ ‍‌​‍‌‌​ ​ ‌​‌​​‍‌‌​ ​ ‌​‌​​‍‌‌​ ​‍​ ​‍‌‍​‌​ ​​‌‍​ ‌‍​ ​ ‍‌​ ‌ ​ ​​‌‍​ ​ ​‍‌‍​‌​ ‌​​ ‌‌​‍‌‌​ ​‍​ ​‍​‍‌‌​ ‌‌‌​‌​​‍ ‍‌ ‌​‌‍‌‌‌ ‍​‌ ‌​​ ‌‍​‍‌‍​‌‌ ​ ‌‍‌‌‌‌‌‌‌ ​‍‌‍ ​​ ‌‌‍‍​‌ ‌​‌ ‌​‌ ​​​‍‌‌​ ​ ‌​​‌​‍‌‌​ ​‍‌​‌‍​‍‌‌​ ​‍‌​‌‍‌‍ ​‌‍ ‌‍​ ‌‍​‌‌‍ ​‌‍‍​‌‍ ‌ ​ ‌ ‌​​‍‌‌​ ​ ‌​​‌​ ​ ​ ​ ​ ​ ​ ​ ​‍‌‍‌‍‍‌‌‍‌​​ ‌‌‍‌​​ ​‍‌‍​‍​ ​​​ ​‍​ ‍​​ ​‌​ ‌​​‍ ‌‌‍‌​‌‍​‌​ ‍‌​ ​ ​‍ ‌​ ‌​​ ​‌‌‍‌‍​ ​‍​‍ ‌​ ‍‌‌‍‌‌​ ​‍​ ​‌​‍ ‌‌‍​‌‌‍‌‌‌‍‌‍​ ‌‌​ ​‍‌‍​‌‌‍​ ​ ​‌​ ​‌​ ​ ​ ​‍​ ​​​‍‌‍‌ ‌​‌ ‍‌‌ ​​‌‍‌‌​ ‌‌‍ ​‌‍‌‌‌‍‌ ‌‍​‌‌‍ ​‌‌​​‌‍​‌‌‍‌ ‌‍‌‌​‍‌‍‌ ​​‌‍​‌‌ ‌​‌‍‍​​ ‌‌‍​ ‌‍ ‌‍ ‍‌ ‌​‌‍‌‌‌‍ ‍‌ ‌​​‍‌‌​ ‌‌‌​​‍‌‌ ‌‍‍ ‌‍‌‌‌ ‍‌​‍‌‌​ ​ ‌​‌​​‍‌‌​ ​ ‌​‌​​‍‌‌​ ​‍​ ​‍​ ‌‌​ ​‍​ ‌ ​ ​‌‌‍‌‌‌‍​ ‌‍‌‌‌‍​‌​ ​‍​ ​‍​ ​ ​ ​​​‍‌‌​ ​‍​ ​‍​‍‌‌​ ‌‌‌​‌​​‍ ‍‌‍​ ‌‍‍​‌‍‍‌‌‍ ​‌‍‌​‌ ​‍‌‍‌‌‌‍ ‍​‍‌‌​ ‌‌‌​​‍‌‌ ‌‍‍ ‌‍‌‌‌ ‍‌​‍‌‌​ ​ ‌​‌​​‍‌‌​ ​ ‌​‌​​‍‌‌​ ​‍​ ​‍‌‍​‌​ ​​‌‍​ ‌‍​ ​ ‍‌​ ‌ ​ ​​‌‍​ ​ ​‍‌‍​‌​ ‌​​ ‌‌​‍‌‌​ ​‍​ ​‍​‍‌‌​ ‌‌‌​‌​​‍ ‍‌ ‌​‌‍‌‌‌ ‍​‌ ‌​​‍‌‍‌ ​​‌‍‌‌‌ ​‍‌ ​ ‌ ​​‌‍‌‌‌‍​ ‌ ‌​‌‍‍‌‌ ‌‍‌‍‌‌​ ‌‌ ​​‌ ‌‌‌‍​‍‌‍ ​‌‍‍‌‌ ​ ‌‍‍​‌‍‌‌‌‍‌​​‍​‍‌ ‌
Bedrijf​​​​‌ ‍ ​‍​‍‌‍ ‌ ​‍‌‍‍‌‌‍‌ ‌‍‍‌‌‍ ‍​‍​‍​ ‍‍​‍​‍‌ ​ ‌‍​‌‌‍ ‍‌‍‍‌‌ ‌​‌ ‍‌​‍ ‍‌‍‍‌‌‍ ​‍​‍​‍ ​​‍​‍‌‍‍​‌ ​‍‌‍‌‌‌‍‌‍​‍​‍​ ‍‍​‍​‍‌‍‍​‌ ‌​‌ ‌​‌ ​​​ ‍‍​‍ ​‍ ‌‍ ​‌‍ ‌‍​ ‌‍​‌‌‍ ​‌‍‍​‌‍ ‌ ​ ‌ ‌​​ ‍‍​ ​ ​ ​ ​ ​ ​ ​ ​‍ ‌‍‍‌‌‍ ‍‌ ‌​‌‍‌‌‌‍ ‍‌ ‌​​‍ ‌‍‌‌‌‍‌​‌‍‍‌‌ ‌​​‍ ‌‍ ‌‌‍ ‌‍‌​‌‍‌‌​ ‌‌ ​​‌ ​‍‌‍‌‌‌ ​ ‌‍‌‌‌‍ ‍‌ ‌​‌‍​‌‌ ‌​‌‍‍‌‌‍ ‌‍ ‍​ ‍ ‌‍‍‌‌‍‌​​ ‌‌‍‌​​ ​‍‌‍​‍​ ​​​ ​‍​ ‍​​ ​‌​ ‌​​‍ ‌‌‍‌​‌‍​‌​ ‍‌​ ​ ​‍ ‌​ ‌​​ ​‌‌‍‌‍​ ​‍​‍ ‌​ ‍‌‌‍‌‌​ ​‍​ ​‌​‍ ‌‌‍​‌‌‍‌‌‌‍‌‍​ ‌‌​ ​‍‌‍​‌‌‍​ ​ ​‌​ ​‌​ ​ ​ ​‍​ ​​​ ‍ ‌ ‌​‌ ‍‌‌ ​​‌‍‌‌​ ‌‌‍ ​‌‍‌‌‌‍‌ ‌‍​‌‌‍ ​‌‌​​‌‍​‌‌‍‌ ‌‍‌‌​ ‍ ‌ ​​‌‍​‌‌ ‌​‌‍‍​​ ‌‌‍​ ‌‍ ‌‍ ‍‌ ‌​‌‍‌‌‌‍ ‍‌ ‌​​‍‌‌​ ‌‌‌​​‍‌‌ ‌‍‍ ‌‍‌‌‌ ‍‌​‍‌‌​ ​ ‌​‌​​‍‌‌​ ​ ‌​‌​​‍‌‌​ ​‍​ ​‍​ ​‍​ ​ ‌‍‌​‌‍‌‍‌‍​‍​ ‌‍​ ​​​ ‌​​ ‌‌‌‍​‌‌‍‌‌​ ‌ ​‍‌‌​ ​‍​ ​‍​‍‌‌​ ‌‌‌​‌​​‍ ‍‌‍​ ‌‍‍​‌‍‍‌‌‍ ​‌‍‌​‌ ​‍‌‍‌‌‌‍ ‍​‍‌‌​ ‌‌‌​​‍‌‌ ‌‍‍ ‌‍‌‌‌ ‍‌​‍‌‌​ ​ ‌​‌​​‍‌‌​ ​ ‌​‌​​‍‌‌​ ​‍​ ​‍‌‍​‌​ ​‍‌‍​ ​ ‌ ​ ‌ ‌‍​‍‌‍​ ​ ‌‍​ ‌​​ ‌ ​ ‍​‌‍‌​​‍‌‌​ ​‍​ ​‍​‍‌‌​ ‌‌‌​‌​​‍ ‍‌ ‌​‌‍‌‌‌ ‍​‌ ‌​​ ‌‍​‍‌‍​‌‌ ​ ‌‍‌‌‌‌‌‌‌ ​‍‌‍ ​​ ‌‌‍‍​‌ ‌​‌ ‌​‌ ​​​‍‌‌​ ​ ‌​​‌​‍‌‌​ ​‍‌​‌‍​‍‌‌​ ​‍‌​‌‍‌‍ ​‌‍ ‌‍​ ‌‍​‌‌‍ ​‌‍‍​‌‍ ‌ ​ ‌ ‌​​‍‌‌​ ​ ‌​​‌​ ​ ​ ​ ​ ​ ​ ​ ​‍‌‍‌‍‍‌‌‍‌​​ ‌‌‍‌​​ ​‍‌‍​‍​ ​​​ ​‍​ ‍​​ ​‌​ ‌​​‍ ‌‌‍‌​‌‍​‌​ ‍‌​ ​ ​‍ ‌​ ‌​​ ​‌‌‍‌‍​ ​‍​‍ ‌​ ‍‌‌‍‌‌​ ​‍​ ​‌​‍ ‌‌‍​‌‌‍‌‌‌‍‌‍​ ‌‌​ ​‍‌‍​‌‌‍​ ​ ​‌​ ​‌​ ​ ​ ​‍​ ​​​‍‌‍‌ ‌​‌ ‍‌‌ ​​‌‍‌‌​ ‌‌‍ ​‌‍‌‌‌‍‌ ‌‍​‌‌‍ ​‌‌​​‌‍​‌‌‍‌ ‌‍‌‌​‍‌‍‌ ​​‌‍​‌‌ ‌​‌‍‍​​ ‌‌‍​ ‌‍ ‌‍ ‍‌ ‌​‌‍‌‌‌‍ ‍‌ ‌​​‍‌‌​ ‌‌‌​​‍‌‌ ‌‍‍ ‌‍‌‌‌ ‍‌​‍‌‌​ ​ ‌​‌​​‍‌‌​ ​ ‌​‌​​‍‌‌​ ​‍​ ​‍​ ​‍​ ​ ‌‍‌​‌‍‌‍‌‍​‍​ ‌‍​ ​​​ ‌​​ ‌‌‌‍​‌‌‍‌‌​ ‌ ​‍‌‌​ ​‍​ ​‍​‍‌‌​ ‌‌‌​‌​​‍ ‍‌‍​ ‌‍‍​‌‍‍‌‌‍ ​‌‍‌​‌ ​‍‌‍‌‌‌‍ ‍​‍‌‌​ ‌‌‌​​‍‌‌ ‌‍‍ ‌‍‌‌‌ ‍‌​‍‌‌​ ​ ‌​‌​​‍‌‌​ ​ ‌​‌​​‍‌‌​ ​‍​ ​‍‌‍​‌​ ​‍‌‍​ ​ ‌ ​ ‌ ‌‍​‍‌‍​ ​ ‌‍​ ‌​​ ‌ ​ ‍​‌‍‌​​‍‌‌​ ​‍​ ​‍​‍‌‌​ ‌‌‌​‌​​‍ ‍‌ ‌​‌‍‌‌‌ ‍​‌ ‌​​‍‌‍‌ ​​‌‍‌‌‌ ​‍‌ ​ ‌ ​​‌‍‌‌‌‍​ ‌ ‌​‌‍‍‌‌ ‌‍‌‍‌‌​ ‌‌ ​​‌ ‌‌‌‍​‍‌‍ ​‌‍‍‌‌ ​ ‌‍‍​‌‍‌‌‌‍‌​​‍​‍‌ ‌: een bedrijf dat producten, diensten en aanverwante
artikelen verkoopt en voor de totstandkoming en betaling van
Overeenkomsten het Platform gebruikt. ​​​​‌ ‍ ​‍​‍‌‍ ‌ ​‍‌‍‍‌‌‍‌ ‌‍‍‌‌‍ ‍​‍​‍​ ‍‍​‍​‍‌ ​ ‌‍​‌‌‍ ‍‌‍‍‌‌ ‌​‌ ‍‌​‍ ‍‌‍‍‌‌‍ ​‍​‍​‍ ​​‍​‍‌‍‍​‌ ​‍‌‍‌‌‌‍‌‍​‍​‍​ ‍‍​‍​‍‌‍‍​‌ ‌​‌ ‌​‌ ​​​ ‍‍​‍ ​‍ ‌‍ ​‌‍ ‌‍​ ‌‍​‌‌‍ ​‌‍‍​‌‍ ‌ ​ ‌ ‌​​ ‍‍​ ​ ​ ​ ​ ​ ​ ​ ​‍ ‌‍‍‌‌‍ ‍‌ ‌​‌‍‌‌‌‍ ‍‌ ‌​​‍ ‌‍‌‌‌‍‌​‌‍‍‌‌ ‌​​‍ ‌‍ ‌‌‍ ‌‍‌​‌‍‌‌​ ‌‌ ​​‌ ​‍‌‍‌‌‌ ​ ‌‍‌‌‌‍ ‍‌ ‌​‌‍​‌‌ ‌​‌‍‍‌‌‍ ‌‍ ‍​ ‍ ‌‍‍‌‌‍‌​​ ‌‌‍‌​​ ​‍‌‍​‍​ ​​​ ​‍​ ‍​​ ​‌​ ‌​​‍ ‌‌‍‌​‌‍​‌​ ‍‌​ ​ ​‍ ‌​ ‌​​ ​‌‌‍‌‍​ ​‍​‍ ‌​ ‍‌‌‍‌‌​ ​‍​ ​‌​‍ ‌‌‍​‌‌‍‌‌‌‍‌‍​ ‌‌​ ​‍‌‍​‌‌‍​ ​ ​‌​ ​‌​ ​ ​ ​‍​ ​​​ ‍ ‌ ‌​‌ ‍‌‌ ​​‌‍‌‌​ ‌‌‍ ​‌‍‌‌‌‍‌ ‌‍​‌‌‍ ​‌‌​​‌‍​‌‌‍‌ ‌‍‌‌​ ‍ ‌ ​​‌‍​‌‌ ‌​‌‍‍​​ ‌‌‍​ ‌‍ ‌‍ ‍‌ ‌​‌‍‌‌‌‍ ‍‌ ‌​​‍‌‌​ ‌‌‌​​‍‌‌ ‌‍‍ ‌‍‌‌‌ ‍‌​‍‌‌​ ​ ‌​‌​​‍‌‌​ ​ ‌​‌​​‍‌‌​ ​‍​ ​‍​ ​‍​ ​ ‌‍‌​‌‍‌‍‌‍​‍​ ‌‍​ ​​​ ‌​​ ‌‌‌‍​‌‌‍‌‌​ ‌ ​‍‌‌​ ​‍​ ​‍​‍‌‌​ ‌‌‌​‌​​‍ ‍‌‍​ ‌‍‍​‌‍‍‌‌‍ ​‌‍‌​‌ ​‍‌‍‌‌‌‍ ‍​‍‌‌​ ‌‌‌​​‍‌‌ ‌‍‍ ‌‍‌‌‌ ‍‌​‍‌‌​ ​ ‌​‌​​‍‌‌​ ​ ‌​‌​​‍‌‌​ ​‍​ ​‍​ ‌​​ ‍​​ ‌​‌‍​ ​ ​‌​ ‌‍‌‍‌​​ ​ ​ ‌​​ ‌ ‌‍​ ​ ‍‌​‍‌‌​ ​‍​ ​‍​‍‌‌​ ‌‌‌​‌​​‍ ‍‌ ‌​‌‍‌‌‌ ‍​‌ ‌​​ ‌‍​‍‌‍​‌‌ ​ ‌‍‌‌‌‌‌‌‌ ​‍‌‍ ​​ ‌‌‍‍​‌ ‌​‌ ‌​‌ ​​​‍‌‌​ ​ ‌​​‌​‍‌‌​ ​‍‌​‌‍​‍‌‌​ ​‍‌​‌‍‌‍ ​‌‍ ‌‍​ ‌‍​‌‌‍ ​‌‍‍​‌‍ ‌ ​ ‌ ‌​​‍‌‌​ ​ ‌​​‌​ ​ ​ ​ ​ ​ ​ ​ ​‍‌‍‌‍‍‌‌‍‌​​ ‌‌‍‌​​ ​‍‌‍​‍​ ​​​ ​‍​ ‍​​ ​‌​ ‌​​‍ ‌‌‍‌​‌‍​‌​ ‍‌​ ​ ​‍ ‌​ ‌​​ ​‌‌‍‌‍​ ​‍​‍ ‌​ ‍‌‌‍‌‌​ ​‍​ ​‌​‍ ‌‌‍​‌‌‍‌‌‌‍‌‍​ ‌‌​ ​‍‌‍​‌‌‍​ ​ ​‌​ ​‌​ ​ ​ ​‍​ ​​​‍‌‍‌ ‌​‌ ‍‌‌ ​​‌‍‌‌​ ‌‌‍ ​‌‍‌‌‌‍‌ ‌‍​‌‌‍ ​‌‌​​‌‍​‌‌‍‌ ‌‍‌‌​‍‌‍‌ ​​‌‍​‌‌ ‌​‌‍‍​​ ‌‌‍​ ‌‍ ‌‍ ‍‌ ‌​‌‍‌‌‌‍ ‍‌ ‌​​‍‌‌​ ‌‌‌​​‍‌‌ ‌‍‍ ‌‍‌‌‌ ‍‌​‍‌‌​ ​ ‌​‌​​‍‌‌​ ​ ‌​‌​​‍‌‌​ ​‍​ ​‍​ ​‍​ ​ ‌‍‌​‌‍‌‍‌‍​‍​ ‌‍​ ​​​ ‌​​ ‌‌‌‍​‌‌‍‌‌​ ‌ ​‍‌‌​ ​‍​ ​‍​‍‌‌​ ‌‌‌​‌​​‍ ‍‌‍​ ‌‍‍​‌‍‍‌‌‍ ​‌‍‌​‌ ​‍‌‍‌‌‌‍ ‍​‍‌‌​ ‌‌‌​​‍‌‌ ‌‍‍ ‌‍‌‌‌ ‍‌​‍‌‌​ ​ ‌​‌​​‍‌‌​ ​ ‌​‌​​‍‌‌​ ​‍​ ​‍​ ‌​​ ‍​​ ‌​‌‍​ ​ ​‌​ ‌‍‌‍‌​​ ​ ​ ‌​​ ‌ ‌‍​ ​ ‍‌​‍‌‌​ ​‍​ ​‍​‍‌‌​ ‌‌‌​‌​​‍ ‍‌ ‌​‌‍‌‌‌ ‍​‌ ‌​​‍‌‍‌ ​​‌‍‌‌‌ ​‍‌ ​ ‌ ​​‌‍‌‌‌‍​ ‌ ‌​‌‍‍‌‌ ‌‍‌‍‌‌​ ‌‌ ​​‌ ‌‌‌‍​‍‌‍ ​‌‍‍‌‌ ​ ‌‍‍​‌‍‌‌‌‍‌​​‍​‍‌ ‌
Bedrijfsinformatie​​​​‌ ‍ ​‍​‍‌‍ ‌ ​‍‌‍‍‌‌‍‌ ‌‍‍‌‌‍ ‍​‍​‍​ ‍‍​‍​‍‌ ​ ‌‍​‌‌‍ ‍‌‍‍‌‌ ‌​‌ ‍‌​‍ ‍‌‍‍‌‌‍ ​‍​‍​‍ ​​‍​‍‌‍‍​‌ ​‍‌‍‌‌‌‍‌‍​‍​‍​ ‍‍​‍​‍‌‍‍​‌ ‌​‌ ‌​‌ ​​​ ‍‍​‍ ​‍ ‌‍ ​‌‍ ‌‍​ ‌‍​‌‌‍ ​‌‍‍​‌‍ ‌ ​ ‌ ‌​​ ‍‍​ ​ ​ ​ ​ ​ ​ ​ ​‍ ‌‍‍‌‌‍ ‍‌ ‌​‌‍‌‌‌‍ ‍‌ ‌​​‍ ‌‍‌‌‌‍‌​‌‍‍‌‌ ‌​​‍ ‌‍ ‌‌‍ ‌‍‌​‌‍‌‌​ ‌‌ ​​‌ ​‍‌‍‌‌‌ ​ ‌‍‌‌‌‍ ‍‌ ‌​‌‍​‌‌ ‌​‌‍‍‌‌‍ ‌‍ ‍​ ‍ ‌‍‍‌‌‍‌​​ ‌‌‍‌​​ ​‍‌‍​‍​ ​​​ ​‍​ ‍​​ ​‌​ ‌​​‍ ‌‌‍‌​‌‍​‌​ ‍‌​ ​ ​‍ ‌​ ‌​​ ​‌‌‍‌‍​ ​‍​‍ ‌​ ‍‌‌‍‌‌​ ​‍​ ​‌​‍ ‌‌‍​‌‌‍‌‌‌‍‌‍​ ‌‌​ ​‍‌‍​‌‌‍​ ​ ​‌​ ​‌​ ​ ​ ​‍​ ​​​ ‍ ‌ ‌​‌ ‍‌‌ ​​‌‍‌‌​ ‌‌‍ ​‌‍‌‌‌‍‌ ‌‍​‌‌‍ ​‌‌​​‌‍​‌‌‍‌ ‌‍‌‌​ ‍ ‌ ​​‌‍​‌‌ ‌​‌‍‍​​ ‌‌‍​ ‌‍ ‌‍ ‍‌ ‌​‌‍‌‌‌‍ ‍‌ ‌​​‍‌‌​ ‌‌‌​​‍‌‌ ‌‍‍ ‌‍‌‌‌ ‍‌​‍‌‌​ ​ ‌​‌​​‍‌‌​ ​ ‌​‌​​‍‌‌​ ​‍​ ​‍‌‍​‌‌‍‌‍​ ‌‌​ ‍‌​ ‌ ​ ‍‌‌‍​‌​ ‌‌​ ​‍​ ​ ​ ​​‌‍‌‍​‍‌‌​ ​‍​ ​‍​‍‌‌​ ‌‌‌​‌​​‍ ‍‌‍​ ‌‍‍​‌‍‍‌‌‍ ​‌‍‌​‌ ​‍‌‍‌‌‌‍ ‍​‍‌‌​ ‌‌‌​​‍‌‌ ‌‍‍ ‌‍‌‌‌ ‍‌​‍‌‌​ ​ ‌​‌​​‍‌‌​ ​ ‌​‌​​‍‌‌​ ​‍​ ​‍‌‍​‌​ ​‍‌‍​ ​ ‌ ​ ‌ ‌‍​‍‌‍​ ​ ‌‍​ ‌​​ ‌ ​ ‍​‌‍‌​​‍‌‌​ ​‍​ ​‍​‍‌‌​ ‌‌‌​‌​​‍ ‍‌ ‌​‌‍‌‌‌ ‍​‌ ‌​​ ‌‍​‍‌‍​‌‌ ​ ‌‍‌‌‌‌‌‌‌ ​‍‌‍ ​​ ‌‌‍‍​‌ ‌​‌ ‌​‌ ​​​‍‌‌​ ​ ‌​​‌​‍‌‌​ ​‍‌​‌‍​‍‌‌​ ​‍‌​‌‍‌‍ ​‌‍ ‌‍​ ‌‍​‌‌‍ ​‌‍‍​‌‍ ‌ ​ ‌ ‌​​‍‌‌​ ​ ‌​​‌​ ​ ​ ​ ​ ​ ​ ​ ​‍‌‍‌‍‍‌‌‍‌​​ ‌‌‍‌​​ ​‍‌‍​‍​ ​​​ ​‍​ ‍​​ ​‌​ ‌​​‍ ‌‌‍‌​‌‍​‌​ ‍‌​ ​ ​‍ ‌​ ‌​​ ​‌‌‍‌‍​ ​‍​‍ ‌​ ‍‌‌‍‌‌​ ​‍​ ​‌​‍ ‌‌‍​‌‌‍‌‌‌‍‌‍​ ‌‌​ ​‍‌‍​‌‌‍​ ​ ​‌​ ​‌​ ​ ​ ​‍​ ​​​‍‌‍‌ ‌​‌ ‍‌‌ ​​‌‍‌‌​ ‌‌‍ ​‌‍‌‌‌‍‌ ‌‍​‌‌‍ ​‌‌​​‌‍​‌‌‍‌ ‌‍‌‌​‍‌‍‌ ​​‌‍​‌‌ ‌​‌‍‍​​ ‌‌‍​ ‌‍ ‌‍ ‍‌ ‌​‌‍‌‌‌‍ ‍‌ ‌​​‍‌‌​ ‌‌‌​​‍‌‌ ‌‍‍ ‌‍‌‌‌ ‍‌​‍‌‌​ ​ ‌​‌​​‍‌‌​ ​ ‌​‌​​‍‌‌​ ​‍​ ​‍‌‍​‌‌‍‌‍​ ‌‌​ ‍‌​ ‌ ​ ‍‌‌‍​‌​ ‌‌​ ​‍​ ​ ​ ​​‌‍‌‍​‍‌‌​ ​‍​ ​‍​‍‌‌​ ‌‌‌​‌​​‍ ‍‌‍​ ‌‍‍​‌‍‍‌‌‍ ​‌‍‌​‌ ​‍‌‍‌‌‌‍ ‍​‍‌‌​ ‌‌‌​​‍‌‌ ‌‍‍ ‌‍‌‌‌ ‍‌​‍‌‌​ ​ ‌​‌​​‍‌‌​ ​ ‌​‌​​‍‌‌​ ​‍​ ​‍‌‍​‌​ ​‍‌‍​ ​ ‌ ​ ‌ ‌‍​‍‌‍​ ​ ‌‍​ ‌​​ ‌ ​ ‍​‌‍‌​​‍‌‌​ ​‍​ ​‍​‍‌‌​ ‌‌‌​‌​​‍ ‍‌ ‌​‌‍‌‌‌ ‍​‌ ‌​​‍‌‍‌ ​​‌‍‌‌‌ ​‍‌ ​ ‌ ​​‌‍‌‌‌‍​ ‌ ‌​‌‍‍‌‌ ‌‍‌‍‌‌​ ‌‌ ​​‌ ‌‌‌‍​‍‌‍ ​‌‍‍‌‌ ​ ‌‍‍​‌‍‌‌‌‍‌​​‍​‍‌ ‌: de informatie van het bedrijf met
betrekking tot, onder andere, bedrijfs -en contactgegevens,
algemene informatie, productaanbod, prijzen voor ieder
afzonderlijk product (inclusief BTW), bedrijfslogo, grafisch
materiaal, bezorggebied (inclusief postcodes), bezorgkosten
en minimale bestelbedragen. ​​​​‌ ‍ ​‍​‍‌‍ ‌ ​‍‌‍‍‌‌‍‌ ‌‍‍‌‌‍ ‍​‍​‍​ ‍‍​‍​‍‌ ​ ‌‍​‌‌‍ ‍‌‍‍‌‌ ‌​‌ ‍‌​‍ ‍‌‍‍‌‌‍ ​‍​‍​‍ ​​‍​‍‌‍‍​‌ ​‍‌‍‌‌‌‍‌‍​‍​‍​ ‍‍​‍​‍‌‍‍​‌ ‌​‌ ‌​‌ ​​​ ‍‍​‍ ​‍ ‌‍ ​‌‍ ‌‍​ ‌‍​‌‌‍ ​‌‍‍​‌‍ ‌ ​ ‌ ‌​​ ‍‍​ ​ ​ ​ ​ ​ ​ ​ ​‍ ‌‍‍‌‌‍ ‍‌ ‌​‌‍‌‌‌‍ ‍‌ ‌​​‍ ‌‍‌‌‌‍‌​‌‍‍‌‌ ‌​​‍ ‌‍ ‌‌‍ ‌‍‌​‌‍‌‌​ ‌‌ ​​‌ ​‍‌‍‌‌‌ ​ ‌‍‌‌‌‍ ‍‌ ‌​‌‍​‌‌ ‌​‌‍‍‌‌‍ ‌‍ ‍​ ‍ ‌‍‍‌‌‍‌​​ ‌‌‍‌​​ ​‍‌‍​‍​ ​​​ ​‍​ ‍​​ ​‌​ ‌​​‍ ‌‌‍‌​‌‍​‌​ ‍‌​ ​ ​‍ ‌​ ‌​​ ​‌‌‍‌‍​ ​‍​‍ ‌​ ‍‌‌‍‌‌​ ​‍​ ​‌​‍ ‌‌‍​‌‌‍‌‌‌‍‌‍​ ‌‌​ ​‍‌‍​‌‌‍​ ​ ​‌​ ​‌​ ​ ​ ​‍​ ​​​ ‍ ‌ ‌​‌ ‍‌‌ ​​‌‍‌‌​ ‌‌‍ ​‌‍‌‌‌‍‌ ‌‍​‌‌‍ ​‌‌​​‌‍​‌‌‍‌ ‌‍‌‌​ ‍ ‌ ​​‌‍​‌‌ ‌​‌‍‍​​ ‌‌‍​ ‌‍ ‌‍ ‍‌ ‌​‌‍‌‌‌‍ ‍‌ ‌​​‍‌‌​ ‌‌‌​​‍‌‌ ‌‍‍ ‌‍‌‌‌ ‍‌​‍‌‌​ ​ ‌​‌​​‍‌‌​ ​ ‌​‌​​‍‌‌​ ​‍​ ​‍‌‍​‌‌‍‌‍​ ‌‌​ ‍‌​ ‌ ​ ‍‌‌‍​‌​ ‌‌​ ​‍​ ​ ​ ​​‌‍‌‍​‍‌‌​ ​‍​ ​‍​‍‌‌​ ‌‌‌​‌​​‍ ‍‌‍​ ‌‍‍​‌‍‍‌‌‍ ​‌‍‌​‌ ​‍‌‍‌‌‌‍ ‍​‍‌‌​ ‌‌‌​​‍‌‌ ‌‍‍ ‌‍‌‌‌ ‍‌​‍‌‌​ ​ ‌​‌​​‍‌‌​ ​ ‌​‌​​‍‌‌​ ​‍​ ​‍​ ‌​‌‍​‍​ ‍‌​ ‌‍​ ‌​​ ​‌‌‍​‌​ ​‌‌‍‌‍​ ​‍‌‍‌​​ ​ ​‍‌‌​ ​‍​ ​‍​‍‌‌​ ‌‌‌​‌​​‍ ‍‌ ‌​‌‍‌‌‌ ‍​‌ ‌​​ ‌‍​‍‌‍​‌‌ ​ ‌‍‌‌‌‌‌‌‌ ​‍‌‍ ​​ ‌‌‍‍​‌ ‌​‌ ‌​‌ ​​​‍‌‌​ ​ ‌​​‌​‍‌‌​ ​‍‌​‌‍​‍‌‌​ ​‍‌​‌‍‌‍ ​‌‍ ‌‍​ ‌‍​‌‌‍ ​‌‍‍​‌‍ ‌ ​ ‌ ‌​​‍‌‌​ ​ ‌​​‌​ ​ ​ ​ ​ ​ ​ ​ ​‍‌‍‌‍‍‌‌‍‌​​ ‌‌‍‌​​ ​‍‌‍​‍​ ​​​ ​‍​ ‍​​ ​‌​ ‌​​‍ ‌‌‍‌​‌‍​‌​ ‍‌​ ​ ​‍ ‌​ ‌​​ ​‌‌‍‌‍​ ​‍​‍ ‌​ ‍‌‌‍‌‌​ ​‍​ ​‌​‍ ‌‌‍​‌‌‍‌‌‌‍‌‍​ ‌‌​ ​‍‌‍​‌‌‍​ ​ ​‌​ ​‌​ ​ ​ ​‍​ ​​​‍‌‍‌ ‌​‌ ‍‌‌ ​​‌‍‌‌​ ‌‌‍ ​‌‍‌‌‌‍‌ ‌‍​‌‌‍ ​‌‌​​‌‍​‌‌‍‌ ‌‍‌‌​‍‌‍‌ ​​‌‍​‌‌ ‌​‌‍‍​​ ‌‌‍​ ‌‍ ‌‍ ‍‌ ‌​‌‍‌‌‌‍ ‍‌ ‌​​‍‌‌​ ‌‌‌​​‍‌‌ ‌‍‍ ‌‍‌‌‌ ‍‌​‍‌‌​ ​ ‌​‌​​‍‌‌​ ​ ‌​‌​​‍‌‌​ ​‍​ ​‍‌‍​‌‌‍‌‍​ ‌‌​ ‍‌​ ‌ ​ ‍‌‌‍​‌​ ‌‌​ ​‍​ ​ ​ ​​‌‍‌‍​‍‌‌​ ​‍​ ​‍​‍‌‌​ ‌‌‌​‌​​‍ ‍‌‍​ ‌‍‍​‌‍‍‌‌‍ ​‌‍‌​‌ ​‍‌‍‌‌‌‍ ‍​‍‌‌​ ‌‌‌​​‍‌‌ ‌‍‍ ‌‍‌‌‌ ‍‌​‍‌‌​ ​ ‌​‌​​‍‌‌​ ​ ‌​‌​​‍‌‌​ ​‍​ ​‍​ ‌​‌‍​‍​ ‍‌​ ‌‍​ ‌​​ ​‌‌‍​‌​ ​‌‌‍‌‍​ ​‍‌‍‌​​ ​ ​‍‌‌​ ​‍​ ​‍​‍‌‌​ ‌‌‌​‌​​‍ ‍‌ ‌​‌‍‌‌‌ ‍​‌ ‌​​‍‌‍‌ ​​‌‍‌‌‌ ​‍‌ ​ ‌ ​​‌‍‌‌‌‍​ ‌ ‌​‌‍‍‌‌ ‌‍‌‍‌‌​ ‌‌ ​​‌ ‌‌‌‍​‍‌‍ ​‌‍‍‌‌ ​ ‌‍‍​‌‍‌‌‌‍‌​​‍​‍‌ ‌
Service​​​​‌ ‍ ​‍​‍‌‍ ‌ ​‍‌‍‍‌‌‍‌ ‌‍‍‌‌‍ ‍​‍​‍​ ‍‍​‍​‍‌ ​ ‌‍​‌‌‍ ‍‌‍‍‌‌ ‌​‌ ‍‌​‍ ‍‌‍‍‌‌‍ ​‍​‍​‍ ​​‍​‍‌‍‍​‌ ​‍‌‍‌‌‌‍‌‍​‍​‍​ ‍‍​‍​‍‌‍‍​‌ ‌​‌ ‌​‌ ​​​ ‍‍​‍ ​‍ ‌‍ ​‌‍ ‌‍​ ‌‍​‌‌‍ ​‌‍‍​‌‍ ‌ ​ ‌ ‌​​ ‍‍​ ​ ​ ​ ​ ​ ​ ​ ​‍ ‌‍‍‌‌‍ ‍‌ ‌​‌‍‌‌‌‍ ‍‌ ‌​​‍ ‌‍‌‌‌‍‌​‌‍‍‌‌ ‌​​‍ ‌‍ ‌‌‍ ‌‍‌​‌‍‌‌​ ‌‌ ​​‌ ​‍‌‍‌‌‌ ​ ‌‍‌‌‌‍ ‍‌ ‌​‌‍​‌‌ ‌​‌‍‍‌‌‍ ‌‍ ‍​ ‍ ‌‍‍‌‌‍‌​​ ‌‌‍‌​​ ​‍‌‍​‍​ ​​​ ​‍​ ‍​​ ​‌​ ‌​​‍ ‌‌‍‌​‌‍​‌​ ‍‌​ ​ ​‍ ‌​ ‌​​ ​‌‌‍‌‍​ ​‍​‍ ‌​ ‍‌‌‍‌‌​ ​‍​ ​‌​‍ ‌‌‍​‌‌‍‌‌‌‍‌‍​ ‌‌​ ​‍‌‍​‌‌‍​ ​ ​‌​ ​‌​ ​ ​ ​‍​ ​​​ ‍ ‌ ‌​‌ ‍‌‌ ​​‌‍‌‌​ ‌‌‍ ​‌‍‌‌‌‍‌ ‌‍​‌‌‍ ​‌‌​​‌‍​‌‌‍‌ ‌‍‌‌​ ‍ ‌ ​​‌‍​‌‌ ‌​‌‍‍​​ ‌‌‍​ ‌‍ ‌‍ ‍‌ ‌​‌‍‌‌‌‍ ‍‌ ‌​​‍‌‌​ ‌‌‌​​‍‌‌ ‌‍‍ ‌‍‌‌‌ ‍‌​‍‌‌​ ​ ‌​‌​​‍‌‌​ ​ ‌​‌​​‍‌‌​ ​‍​ ​‍‌‍​‍​ ‌ ‌‍‌‍​ ‌‌‌‍‌​‌‍‌‍‌‍​‍‌‍​ ‌‍‌‌‌‍‌‍​ ‌​‌‍‌‍​‍‌‌​ ​‍​ ​‍​‍‌‌​ ‌‌‌​‌​​‍ ‍‌‍​ ‌‍‍​‌‍‍‌‌‍ ​‌‍‌​‌ ​‍‌‍‌‌‌‍ ‍​‍‌‌​ ‌‌‌​​‍‌‌ ‌‍‍ ‌‍‌‌‌ ‍‌​‍‌‌​ ​ ‌​‌​​‍‌‌​ ​ ‌​‌​​‍‌‌​ ​‍​ ​‍‌‍​‌​ ​‍‌‍​ ​ ‌ ​ ‌ ‌‍​‍‌‍​ ​ ‌‍​ ‌​​ ‌ ​ ‍​‌‍‌​​‍‌‌​ ​‍​ ​‍​‍‌‌​ ‌‌‌​‌​​‍ ‍‌ ‌​‌‍‌‌‌ ‍​‌ ‌​​ ‌‍​‍‌‍​‌‌ ​ ‌‍‌‌‌‌‌‌‌ ​‍‌‍ ​​ ‌‌‍‍​‌ ‌​‌ ‌​‌ ​​​‍‌‌​ ​ ‌​​‌​‍‌‌​ ​‍‌​‌‍​‍‌‌​ ​‍‌​‌‍‌‍ ​‌‍ ‌‍​ ‌‍​‌‌‍ ​‌‍‍​‌‍ ‌ ​ ‌ ‌​​‍‌‌​ ​ ‌​​‌​ ​ ​ ​ ​ ​ ​ ​ ​‍‌‍‌‍‍‌‌‍‌​​ ‌‌‍‌​​ ​‍‌‍​‍​ ​​​ ​‍​ ‍​​ ​‌​ ‌​​‍ ‌‌‍‌​‌‍​‌​ ‍‌​ ​ ​‍ ‌​ ‌​​ ​‌‌‍‌‍​ ​‍​‍ ‌​ ‍‌‌‍‌‌​ ​‍​ ​‌​‍ ‌‌‍​‌‌‍‌‌‌‍‌‍​ ‌‌​ ​‍‌‍​‌‌‍​ ​ ​‌​ ​‌​ ​ ​ ​‍​ ​​​‍‌‍‌ ‌​‌ ‍‌‌ ​​‌‍‌‌​ ‌‌‍ ​‌‍‌‌‌‍‌ ‌‍​‌‌‍ ​‌‌​​‌‍​‌‌‍‌ ‌‍‌‌​‍‌‍‌ ​​‌‍​‌‌ ‌​‌‍‍​​ ‌‌‍​ ‌‍ ‌‍ ‍‌ ‌​‌‍‌‌‌‍ ‍‌ ‌​​‍‌‌​ ‌‌‌​​‍‌‌ ‌‍‍ ‌‍‌‌‌ ‍‌​‍‌‌​ ​ ‌​‌​​‍‌‌​ ​ ‌​‌​​‍‌‌​ ​‍​ ​‍‌‍​‍​ ‌ ‌‍‌‍​ ‌‌‌‍‌​‌‍‌‍‌‍​‍‌‍​ ‌‍‌‌‌‍‌‍​ ‌​‌‍‌‍​‍‌‌​ ​‍​ ​‍​‍‌‌​ ‌‌‌​‌​​‍ ‍‌‍​ ‌‍‍​‌‍‍‌‌‍ ​‌‍‌​‌ ​‍‌‍‌‌‌‍ ‍​‍‌‌​ ‌‌‌​​‍‌‌ ‌‍‍ ‌‍‌‌‌ ‍‌​‍‌‌​ ​ ‌​‌​​‍‌‌​ ​ ‌​‌​​‍‌‌​ ​‍​ ​‍‌‍​‌​ ​‍‌‍​ ​ ‌ ​ ‌ ‌‍​‍‌‍​ ​ ‌‍​ ‌​​ ‌ ​ ‍​‌‍‌​​‍‌‌​ ​‍​ ​‍​‍‌‌​ ‌‌‌​‌​​‍ ‍‌ ‌​‌‍‌‌‌ ‍​‌ ‌​​‍‌‍‌ ​​‌‍‌‌‌ ​‍‌ ​ ‌ ​​‌‍‌‌‌‍​ ‌ ‌​‌‍‍‌‌ ‌‍‌‍‌‌​ ‌‌ ​​‌ ‌‌‌‍​‍‌‍ ​‌‍‍‌‌ ​ ‌‍‍​‌‍‌‌‌‍‌​​‍​‍‌ ‌: de commerciële diensten en/of werkzaamheden die
door Hebbes worden aangeboden aan de Klant, onder meer
bestaande uit het publiceren van het Aanbod, het faciliteren
van het tot stand komen van Overeenkomsten en het
doorsturen van Bestellingen naar het relevante Bedrijf. ​​​​‌ ‍ ​‍​‍‌‍ ‌ ​‍‌‍‍‌‌‍‌ ‌‍‍‌‌‍ ‍​‍​‍​ ‍‍​‍​‍‌ ​ ‌‍​‌‌‍ ‍‌‍‍‌‌ ‌​‌ ‍‌​‍ ‍‌‍‍‌‌‍ ​‍​‍​‍ ​​‍​‍‌‍‍​‌ ​‍‌‍‌‌‌‍‌‍​‍​‍​ ‍‍​‍​‍‌‍‍​‌ ‌​‌ ‌​‌ ​​​ ‍‍​‍ ​‍ ‌‍ ​‌‍ ‌‍​ ‌‍​‌‌‍ ​‌‍‍​‌‍ ‌ ​ ‌ ‌​​ ‍‍​ ​ ​ ​ ​ ​ ​ ​ ​‍ ‌‍‍‌‌‍ ‍‌ ‌​‌‍‌‌‌‍ ‍‌ ‌​​‍ ‌‍‌‌‌‍‌​‌‍‍‌‌ ‌​​‍ ‌‍ ‌‌‍ ‌‍‌​‌‍‌‌​ ‌‌ ​​‌ ​‍‌‍‌‌‌ ​ ‌‍‌‌‌‍ ‍‌ ‌​‌‍​‌‌ ‌​‌‍‍‌‌‍ ‌‍ ‍​ ‍ ‌‍‍‌‌‍‌​​ ‌‌‍‌​​ ​‍‌‍​‍​ ​​​ ​‍​ ‍​​ ​‌​ ‌​​‍ ‌‌‍‌​‌‍​‌​ ‍‌​ ​ ​‍ ‌​ ‌​​ ​‌‌‍‌‍​ ​‍​‍ ‌​ ‍‌‌‍‌‌​ ​‍​ ​‌​‍ ‌‌‍​‌‌‍‌‌‌‍‌‍​ ‌‌​ ​‍‌‍​‌‌‍​ ​ ​‌​ ​‌​ ​ ​ ​‍​ ​​​ ‍ ‌ ‌​‌ ‍‌‌ ​​‌‍‌‌​ ‌‌‍ ​‌‍‌‌‌‍‌ ‌‍​‌‌‍ ​‌‌​​‌‍​‌‌‍‌ ‌‍‌‌​ ‍ ‌ ​​‌‍​‌‌ ‌​‌‍‍​​ ‌‌‍​ ‌‍ ‌‍ ‍‌ ‌​‌‍‌‌‌‍ ‍‌ ‌​​‍‌‌​ ‌‌‌​​‍‌‌ ‌‍‍ ‌‍‌‌‌ ‍‌​‍‌‌​ ​ ‌​‌​​‍‌‌​ ​ ‌​‌​​‍‌‌​ ​‍​ ​‍‌‍​‍​ ‌ ‌‍‌‍​ ‌‌‌‍‌​‌‍‌‍‌‍​‍‌‍​ ‌‍‌‌‌‍‌‍​ ‌​‌‍‌‍​‍‌‌​ ​‍​ ​‍​‍‌‌​ ‌‌‌​‌​​‍ ‍‌‍​ ‌‍‍​‌‍‍‌‌‍ ​‌‍‌​‌ ​‍‌‍‌‌‌‍ ‍​‍‌‌​ ‌‌‌​​‍‌‌ ‌‍‍ ‌‍‌‌‌ ‍‌​‍‌‌​ ​ ‌​‌​​‍‌‌​ ​ ‌​‌​​‍‌‌​ ​‍​ ​‍​ ​​‌‍​‍​ ‍‌​ ‍‌​ ‌​​ ​ ​ ‍​‌‍‌‍‌‍‌​​ ​‍​ ​‍​ ​​​‍‌‌​ ​‍​ ​‍​‍‌‌​ ‌‌‌​‌​​‍ ‍‌ ‌​‌‍‌‌‌ ‍​‌ ‌​​ ‌‍​‍‌‍​‌‌ ​ ‌‍‌‌‌‌‌‌‌ ​‍‌‍ ​​ ‌‌‍‍​‌ ‌​‌ ‌​‌ ​​​‍‌‌​ ​ ‌​​‌​‍‌‌​ ​‍‌​‌‍​‍‌‌​ ​‍‌​‌‍‌‍ ​‌‍ ‌‍​ ‌‍​‌‌‍ ​‌‍‍​‌‍ ‌ ​ ‌ ‌​​‍‌‌​ ​ ‌​​‌​ ​ ​ ​ ​ ​ ​ ​ ​‍‌‍‌‍‍‌‌‍‌​​ ‌‌‍‌​​ ​‍‌‍​‍​ ​​​ ​‍​ ‍​​ ​‌​ ‌​​‍ ‌‌‍‌​‌‍​‌​ ‍‌​ ​ ​‍ ‌​ ‌​​ ​‌‌‍‌‍​ ​‍​‍ ‌​ ‍‌‌‍‌‌​ ​‍​ ​‌​‍ ‌‌‍​‌‌‍‌‌‌‍‌‍​ ‌‌​ ​‍‌‍​‌‌‍​ ​ ​‌​ ​‌​ ​ ​ ​‍​ ​​​‍‌‍‌ ‌​‌ ‍‌‌ ​​‌‍‌‌​ ‌‌‍ ​‌‍‌‌‌‍‌ ‌‍​‌‌‍ ​‌‌​​‌‍​‌‌‍‌ ‌‍‌‌​‍‌‍‌ ​​‌‍​‌‌ ‌​‌‍‍​​ ‌‌‍​ ‌‍ ‌‍ ‍‌ ‌​‌‍‌‌‌‍ ‍‌ ‌​​‍‌‌​ ‌‌‌​​‍‌‌ ‌‍‍ ‌‍‌‌‌ ‍‌​‍‌‌​ ​ ‌​‌​​‍‌‌​ ​ ‌​‌​​‍‌‌​ ​‍​ ​‍‌‍​‍​ ‌ ‌‍‌‍​ ‌‌‌‍‌​‌‍‌‍‌‍​‍‌‍​ ‌‍‌‌‌‍‌‍​ ‌​‌‍‌‍​‍‌‌​ ​‍​ ​‍​‍‌‌​ ‌‌‌​‌​​‍ ‍‌‍​ ‌‍‍​‌‍‍‌‌‍ ​‌‍‌​‌ ​‍‌‍‌‌‌‍ ‍​‍‌‌​ ‌‌‌​​‍‌‌ ‌‍‍ ‌‍‌‌‌ ‍‌​‍‌‌​ ​ ‌​‌​​‍‌‌​ ​ ‌​‌​​‍‌‌​ ​‍​ ​‍​ ​​‌‍​‍​ ‍‌​ ‍‌​ ‌​​ ​ ​ ‍​‌‍‌‍‌‍‌​​ ​‍​ ​‍​ ​​​‍‌‌​ ​‍​ ​‍​‍‌‌​ ‌‌‌​‌​​‍ ‍‌ ‌​‌‍‌‌‌ ‍​‌ ‌​​‍‌‍‌ ​​‌‍‌‌‌ ​‍‌ ​ ‌ ​​‌‍‌‌‌‍​ ‌ ‌​‌‍‍‌‌ ‌‍‌‍‌‌​ ‌‌ ​​‌ ‌‌‌‍​‍‌‍ ​‌‍‍‌‌ ​ ‌‍‍​‌‍‌‌‌‍‌​​‍​‍‌ ‌
Enjoj Business b.v.​​​​‌ ‍ ​‍​‍‌‍ ‌ ​‍‌‍‍‌‌‍‌ ‌‍‍‌‌‍ ‍​‍​‍​ ‍‍​‍​‍‌ ​ ‌‍​‌‌‍ ‍‌‍‍‌‌ ‌​‌ ‍‌​‍ ‍‌‍‍‌‌‍ ​‍​‍​‍ ​​‍​‍‌‍‍​‌ ​‍‌‍‌‌‌‍‌‍​‍​‍​ ‍‍​‍​‍‌‍‍​‌ ‌​‌ ‌​‌ ​​​ ‍‍​‍ ​‍ ‌‍ ​‌‍ ‌‍​ ‌‍​‌‌‍ ​‌‍‍​‌‍ ‌ ​ ‌ ‌​​ ‍‍​ ​ ​ ​ ​ ​ ​ ​ ​‍ ‌‍‍‌‌‍ ‍‌ ‌​‌‍‌‌‌‍ ‍‌ ‌​​‍ ‌‍‌‌‌‍‌​‌‍‍‌‌ ‌​​‍ ‌‍ ‌‌‍ ‌‍‌​‌‍‌‌​ ‌‌ ​​‌ ​‍‌‍‌‌‌ ​ ‌‍‌‌‌‍ ‍‌ ‌​‌‍​‌‌ ‌​‌‍‍‌‌‍ ‌‍ ‍​ ‍ ‌‍‍‌‌‍‌​​ ‌‌‍‌​​ ​‍‌‍​‍​ ​​​ ​‍​ ‍​​ ​‌​ ‌​​‍ ‌‌‍‌​‌‍​‌​ ‍‌​ ​ ​‍ ‌​ ‌​​ ​‌‌‍‌‍​ ​‍​‍ ‌​ ‍‌‌‍‌‌​ ​‍​ ​‌​‍ ‌‌‍​‌‌‍‌‌‌‍‌‍​ ‌‌​ ​‍‌‍​‌‌‍​ ​ ​‌​ ​‌​ ​ ​ ​‍​ ​​​ ‍ ‌ ‌​‌ ‍‌‌ ​​‌‍‌‌​ ‌‌‍ ​‌‍‌‌‌‍‌ ‌‍​‌‌‍ ​‌‌​​‌‍​‌‌‍‌ ‌‍‌‌​ ‍ ‌ ​​‌‍​‌‌ ‌​‌‍‍​​ ‌‌‍​ ‌‍ ‌‍ ‍‌ ‌​‌‍‌‌‌‍ ‍‌ ‌​​‍‌‌​ ‌‌‌​​‍‌‌ ‌‍‍ ‌‍‌‌‌ ‍‌​‍‌‌​ ​ ‌​‌​​‍‌‌​ ​ ‌​‌​​‍‌‌​ ​‍​ ​‍‌‍‌‌​ ‌‍​ ‌ ‌‍​ ‌‍​‌​ ​​‌‍​‍​ ‌‌​ ​‍​ ‌​​ ​‍‌‍​‌​‍‌‌​ ​‍​ ​‍​‍‌‌​ ‌‌‌​‌​​‍ ‍‌‍​ ‌‍‍​‌‍‍‌‌‍ ​‌‍‌​‌ ​‍‌‍‌‌‌‍ ‍​‍‌‌​ ‌‌‌​​‍‌‌ ‌‍‍ ‌‍‌‌‌ ‍‌​‍‌‌​ ​ ‌​‌​​‍‌‌​ ​ ‌​‌​​‍‌‌​ ​‍​ ​‍‌‍​‌​ ​‍‌‍​ ​ ‌ ​ ‌ ‌‍​‍‌‍​ ​ ‌‍​ ‌​​ ‌ ​ ‍​‌‍‌​​‍‌‌​ ​‍​ ​‍​‍‌‌​ ‌‌‌​‌​​‍ ‍‌ ‌​‌‍‌‌‌ ‍​‌ ‌​​ ‌‍​‍‌‍​‌‌ ​ ‌‍‌‌‌‌‌‌‌ ​‍‌‍ ​​ ‌‌‍‍​‌ ‌​‌ ‌​‌ ​​​‍‌‌​ ​ ‌​​‌​‍‌‌​ ​‍‌​‌‍​‍‌‌​ ​‍‌​‌‍‌‍ ​‌‍ ‌‍​ ‌‍​‌‌‍ ​‌‍‍​‌‍ ‌ ​ ‌ ‌​​‍‌‌​ ​ ‌​​‌​ ​ ​ ​ ​ ​ ​ ​ ​‍‌‍‌‍‍‌‌‍‌​​ ‌‌‍‌​​ ​‍‌‍​‍​ ​​​ ​‍​ ‍​​ ​‌​ ‌​​‍ ‌‌‍‌​‌‍​‌​ ‍‌​ ​ ​‍ ‌​ ‌​​ ​‌‌‍‌‍​ ​‍​‍ ‌​ ‍‌‌‍‌‌​ ​‍​ ​‌​‍ ‌‌‍​‌‌‍‌‌‌‍‌‍​ ‌‌​ ​‍‌‍​‌‌‍​ ​ ​‌​ ​‌​ ​ ​ ​‍​ ​​​‍‌‍‌ ‌​‌ ‍‌‌ ​​‌‍‌‌​ ‌‌‍ ​‌‍‌‌‌‍‌ ‌‍​‌‌‍ ​‌‌​​‌‍​‌‌‍‌ ‌‍‌‌​‍‌‍‌ ​​‌‍​‌‌ ‌​‌‍‍​​ ‌‌‍​ ‌‍ ‌‍ ‍‌ ‌​‌‍‌‌‌‍ ‍‌ ‌​​‍‌‌​ ‌‌‌​​‍‌‌ ‌‍‍ ‌‍‌‌‌ ‍‌​‍‌‌​ ​ ‌​‌​​‍‌‌​ ​ ‌​‌​​‍‌‌​ ​‍​ ​‍‌‍‌‌​ ‌‍​ ‌ ‌‍​ ‌‍​‌​ ​​‌‍​‍​ ‌‌​ ​‍​ ‌​​ ​‍‌‍​‌​‍‌‌​ ​‍​ ​‍​‍‌‌​ ‌‌‌​‌​​‍ ‍‌‍​ ‌‍‍​‌‍‍‌‌‍ ​‌‍‌​‌ ​‍‌‍‌‌‌‍ ‍​‍‌‌​ ‌‌‌​​‍‌‌ ‌‍‍ ‌‍‌‌‌ ‍‌​‍‌‌​ ​ ‌​‌​​‍‌‌​ ​ ‌​‌​​‍‌‌​ ​‍​ ​‍‌‍​‌​ ​‍‌‍​ ​ ‌ ​ ‌ ‌‍​‍‌‍​ ​ ‌‍​ ‌​​ ‌ ​ ‍​‌‍‌​​‍‌‌​ ​‍​ ​‍​‍‌‌​ ‌‌‌​‌​​‍ ‍‌ ‌​‌‍‌‌‌ ‍​‌ ‌​​‍‌‍‌ ​​‌‍‌‌‌ ​‍‌ ​ ‌ ​​‌‍‌‌‌‍​ ‌ ‌​‌‍‍‌‌ ‌‍‌‍‌‌​ ‌‌ ​​‌ ‌‌‌‍​‍‌‍ ​‌‍‍‌‌ ​ ‌‍‍​‌‍‌‌‌‍‌​​‍​‍‌ ‌: handelend onder de naam Hebbes en
namens elke rechtspersoon of persoon die direct of indirect,
controleert, wordt gecontroleerd door of onder de
gemeenschappelijke controle valt van Enjoj Business b.v.​​​​‌ ‍ ​‍​‍‌‍ ‌ ​‍‌‍‍‌‌‍‌ ‌‍‍‌‌‍ ‍​‍​‍​ ‍‍​‍​‍‌ ​ ‌‍​‌‌‍ ‍‌‍‍‌‌ ‌​‌ ‍‌​‍ ‍‌‍‍‌‌‍ ​‍​‍​‍ ​​‍​‍‌‍‍​‌ ​‍‌‍‌‌‌‍‌‍​‍​‍​ ‍‍​‍​‍‌‍‍​‌ ‌​‌ ‌​‌ ​​​ ‍‍​‍ ​‍ ‌‍ ​‌‍ ‌‍​ ‌‍​‌‌‍ ​‌‍‍​‌‍ ‌ ​ ‌ ‌​​ ‍‍​ ​ ​ ​ ​ ​ ​ ​ ​‍ ‌‍‍‌‌‍ ‍‌ ‌​‌‍‌‌‌‍ ‍‌ ‌​​‍ ‌‍‌‌‌‍‌​‌‍‍‌‌ ‌​​‍ ‌‍ ‌‌‍ ‌‍‌​‌‍‌‌​ ‌‌ ​​‌ ​‍‌‍‌‌‌ ​ ‌‍‌‌‌‍ ‍‌ ‌​‌‍​‌‌ ‌​‌‍‍‌‌‍ ‌‍ ‍​ ‍ ‌‍‍‌‌‍‌​​ ‌‌‍‌​​ ​‍‌‍​‍​ ​​​ ​‍​ ‍​​ ​‌​ ‌​​‍ ‌‌‍‌​‌‍​‌​ ‍‌​ ​ ​‍ ‌​ ‌​​ ​‌‌‍‌‍​ ​‍​‍ ‌​ ‍‌‌‍‌‌​ ​‍​ ​‌​‍ ‌‌‍​‌‌‍‌‌‌‍‌‍​ ‌‌​ ​‍‌‍​‌‌‍​ ​ ​‌​ ​‌​ ​ ​ ​‍​ ​​​ ‍ ‌ ‌​‌ ‍‌‌ ​​‌‍‌‌​ ‌‌‍ ​‌‍‌‌‌‍‌ ‌‍​‌‌‍ ​‌‌​​‌‍​‌‌‍‌ ‌‍‌‌​ ‍ ‌ ​​‌‍​‌‌ ‌​‌‍‍​​ ‌‌‍​ ‌‍ ‌‍ ‍‌ ‌​‌‍‌‌‌‍ ‍‌ ‌​​‍‌‌​ ‌‌‌​​‍‌‌ ‌‍‍ ‌‍‌‌‌ ‍‌​‍‌‌​ ​ ‌​‌​​‍‌‌​ ​ ‌​‌​​‍‌‌​ ​‍​ ​‍‌‍‌‌​ ‌‍​ ‌ ‌‍​ ‌‍​‌​ ​​‌‍​‍​ ‌‌​ ​‍​ ‌​​ ​‍‌‍​‌​‍‌‌​ ​‍​ ​‍​‍‌‌​ ‌‌‌​‌​​‍ ‍‌‍​ ‌‍‍​‌‍‍‌‌‍ ​‌‍‌​‌ ​‍‌‍‌‌‌‍ ‍​‍‌‌​ ‌‌‌​​‍‌‌ ‌‍‍ ‌‍‌‌‌ ‍‌​‍‌‌​ ​ ‌​‌​​‍‌‌​ ​ ‌​‌​​‍‌‌​ ​‍​ ​‍​ ‌‌​ ‍‌​ ​‍​ ​‍​ ‍​​ ‍‌‌‍‌‍​ ‍‌​ ‌‌‌‍‌‍‌‍‌​‌‍​‍​‍‌‌​ ​‍​ ​‍​‍‌‌​ ‌‌‌​‌​​‍ ‍‌ ‌​‌‍‌‌‌ ‍​‌ ‌​​ ‌‍​‍‌‍​‌‌ ​ ‌‍‌‌‌‌‌‌‌ ​‍‌‍ ​​ ‌‌‍‍​‌ ‌​‌ ‌​‌ ​​​‍‌‌​ ​ ‌​​‌​‍‌‌​ ​‍‌​‌‍​‍‌‌​ ​‍‌​‌‍‌‍ ​‌‍ ‌‍​ ‌‍​‌‌‍ ​‌‍‍​‌‍ ‌ ​ ‌ ‌​​‍‌‌​ ​ ‌​​‌​ ​ ​ ​ ​ ​ ​ ​ ​‍‌‍‌‍‍‌‌‍‌​​ ‌‌‍‌​​ ​‍‌‍​‍​ ​​​ ​‍​ ‍​​ ​‌​ ‌​​‍ ‌‌‍‌​‌‍​‌​ ‍‌​ ​ ​‍ ‌​ ‌​​ ​‌‌‍‌‍​ ​‍​‍ ‌​ ‍‌‌‍‌‌​ ​‍​ ​‌​‍ ‌‌‍​‌‌‍‌‌‌‍‌‍​ ‌‌​ ​‍‌‍​‌‌‍​ ​ ​‌​ ​‌​ ​ ​ ​‍​ ​​​‍‌‍‌ ‌​‌ ‍‌‌ ​​‌‍‌‌​ ‌‌‍ ​‌‍‌‌‌‍‌ ‌‍​‌‌‍ ​‌‌​​‌‍​‌‌‍‌ ‌‍‌‌​‍‌‍‌ ​​‌‍​‌‌ ‌​‌‍‍​​ ‌‌‍​ ‌‍ ‌‍ ‍‌ ‌​‌‍‌‌‌‍ ‍‌ ‌​​‍‌‌​ ‌‌‌​​‍‌‌ ‌‍‍ ‌‍‌‌‌ ‍‌​‍‌‌​ ​ ‌​‌​​‍‌‌​ ​ ‌​‌​​‍‌‌​ ​‍​ ​‍‌‍‌‌​ ‌‍​ ‌ ‌‍​ ‌‍​‌​ ​​‌‍​‍​ ‌‌​ ​‍​ ‌​​ ​‍‌‍​‌​‍‌‌​ ​‍​ ​‍​‍‌‌​ ‌‌‌​‌​​‍ ‍‌‍​ ‌‍‍​‌‍‍‌‌‍ ​‌‍‌​‌ ​‍‌‍‌‌‌‍ ‍​‍‌‌​ ‌‌‌​​‍‌‌ ‌‍‍ ‌‍‌‌‌ ‍‌​‍‌‌​ ​ ‌​‌​​‍‌‌​ ​ ‌​‌​​‍‌‌​ ​‍​ ​‍​ ‌‌​ ‍‌​ ​‍​ ​‍​ ‍​​ ‍‌‌‍‌‍​ ‍‌​ ‌‌‌‍‌‍‌‍‌​‌‍​‍​‍‌‌​ ​‍​ ​‍​‍‌‌​ ‌‌‌​‌​​‍ ‍‌ ‌​‌‍‌‌‌ ‍​‌ ‌​​‍‌‍‌ ​​‌‍‌‌‌ ​‍‌ ​ ‌ ​​‌‍‌‌‌‍​ ‌ ‌​‌‍‍‌‌ ‌‍‌‍‌‌​ ‌‌ ​​‌ ‌‌‌‍​‍‌‍ ​‌‍‍‌‌ ​ ‌‍‍​‌‍‌‌‌‍‌​​‍​‍‌ ‌
2. Identiteit van Enjoj Business b.v.​​​​‌ ‍ ​‍​‍‌‍ ‌ ​‍‌‍‍‌‌‍‌ ‌‍‍‌‌‍ ‍​‍​‍​ ‍‍​‍​‍‌ ​ ‌‍​‌‌‍ ‍‌‍‍‌‌ ‌​‌ ‍‌​‍ ‍‌‍‍‌‌‍ ​‍​‍​‍ ​​‍​‍‌‍‍​‌ ​‍‌‍‌‌‌‍‌‍​‍​‍​ ‍‍​‍​‍‌‍‍​‌ ‌​‌ ‌​‌ ​​​ ‍‍​‍ ​‍ ‌‍ ​‌‍ ‌‍​ ‌‍​‌‌‍ ​‌‍‍​‌‍ ‌ ​ ‌ ‌​​ ‍‍​ ​ ​ ​ ​ ​ ​ ​ ​‍ ‌‍‍‌‌‍ ‍‌ ‌​‌‍‌‌‌‍ ‍‌ ‌​​‍ ‌‍‌‌‌‍‌​‌‍‍‌‌ ‌​​‍ ‌‍ ‌‌‍ ‌‍‌​‌‍‌‌​ ‌‌ ​​‌ ​‍‌‍‌‌‌ ​ ‌‍‌‌‌‍ ‍‌ ‌​‌‍​‌‌ ‌​‌‍‍‌‌‍ ‌‍ ‍​ ‍ ‌‍‍‌‌‍‌​​ ‌‌‍‌​​ ​‍‌‍​‍​ ​​​ ​‍​ ‍​​ ​‌​ ‌​​‍ ‌‌‍‌​‌‍​‌​ ‍‌​ ​ ​‍ ‌​ ‌​​ ​‌‌‍‌‍​ ​‍​‍ ‌​ ‍‌‌‍‌‌​ ​‍​ ​‌​‍ ‌‌‍​‌‌‍‌‌‌‍‌‍​ ‌‌​ ​‍‌‍​‌‌‍​ ​ ​‌​ ​‌​ ​ ​ ​‍​ ​​​ ‍ ‌ ‌​‌ ‍‌‌ ​​‌‍‌‌​ ‌‌‍ ​‌‍‌‌‌‍‌ ‌‍​‌‌‍ ​‌‌​​‌‍​‌‌‍‌ ‌‍‌‌​ ‍ ‌ ​​‌‍​‌‌ ‌​‌‍‍​​ ‌‌‍​ ‌‍ ‌‍ ‍‌ ‌​‌‍‌‌‌‍ ‍‌ ‌​​‍‌‌​ ‌‌‌​​‍‌‌ ‌‍‍ ‌‍‌‌‌ ‍‌​‍‌‌​ ​ ‌​‌​​‍‌‌​ ​ ‌​‌​​‍‌‌​ ​‍​ ​‍‌‍‌‍​ ‍​​ ‌ ​ ​‌​ ‌‍​ ​‍​ ‌‌​ ‌‌​ ​‍​ ‍‌​ ‍​​ ​​​‍‌‌​ ​‍​ ​‍​‍‌‌​ ‌‌‌​‌​​‍ ‍‌‍​ ‌‍‍​‌‍‍‌‌‍ ​‌‍‌​‌ ​‍‌‍‌‌‌‍ ‍​‍‌‌​ ‌‌‌​​‍‌‌ ‌‍‍ ‌‍‌‌‌ ‍‌​‍‌‌​ ​ ‌​‌​​‍‌‌​ ​ ‌​‌​​‍‌‌​ ​‍​ ​‍‌‍​‌​ ​​​ ‌‌​ ‌​​ ‌​‌‍‌​​ ‌​‌‍‌‍‌‍​ ​ ‌‍​ ‌ ‌‍​‌​‍‌‌​ ​‍​ ​‍​‍‌‌​ ‌‌‌​‌​​‍ ‍‌ ‌​‌‍‌‌‌ ‍​‌ ‌​​ ‌‍​‍‌‍​‌‌ ​ ‌‍‌‌‌‌‌‌‌ ​‍‌‍ ​​ ‌‌‍‍​‌ ‌​‌ ‌​‌ ​​​‍‌‌​ ​ ‌​​‌​‍‌‌​ ​‍‌​‌‍​‍‌‌​ ​‍‌​‌‍‌‍ ​‌‍ ‌‍​ ‌‍​‌‌‍ ​‌‍‍​‌‍ ‌ ​ ‌ ‌​​‍‌‌​ ​ ‌​​‌​ ​ ​ ​ ​ ​ ​ ​ ​‍‌‍‌‍‍‌‌‍‌​​ ‌‌‍‌​​ ​‍‌‍​‍​ ​​​ ​‍​ ‍​​ ​‌​ ‌​​‍ ‌‌‍‌​‌‍​‌​ ‍‌​ ​ ​‍ ‌​ ‌​​ ​‌‌‍‌‍​ ​‍​‍ ‌​ ‍‌‌‍‌‌​ ​‍​ ​‌​‍ ‌‌‍​‌‌‍‌‌‌‍‌‍​ ‌‌​ ​‍‌‍​‌‌‍​ ​ ​‌​ ​‌​ ​ ​ ​‍​ ​​​‍‌‍‌ ‌​‌ ‍‌‌ ​​‌‍‌‌​ ‌‌‍ ​‌‍‌‌‌‍‌ ‌‍​‌‌‍ ​‌‌​​‌‍​‌‌‍‌ ‌‍‌‌​‍‌‍‌ ​​‌‍​‌‌ ‌​‌‍‍​​ ‌‌‍​ ‌‍ ‌‍ ‍‌ ‌​‌‍‌‌‌‍ ‍‌ ‌​​‍‌‌​ ‌‌‌​​‍‌‌ ‌‍‍ ‌‍‌‌‌ ‍‌​‍‌‌​ ​ ‌​‌​​‍‌‌​ ​ ‌​‌​​‍‌‌​ ​‍​ ​‍‌‍‌‍​ ‍​​ ‌ ​ ​‌​ ‌‍​ ​‍​ ‌‌​ ‌‌​ ​‍​ ‍‌​ ‍​​ ​​​‍‌‌​ ​‍​ ​‍​‍‌‌​ ‌‌‌​‌​​‍ ‍‌‍​ ‌‍‍​‌‍‍‌‌‍ ​‌‍‌​‌ ​‍‌‍‌‌‌‍ ‍​‍‌‌​ ‌‌‌​​‍‌‌ ‌‍‍ ‌‍‌‌‌ ‍‌​‍‌‌​ ​ ‌​‌​​‍‌‌​ ​ ‌​‌​​‍‌‌​ ​‍​ ​‍‌‍​‌​ ​​​ ‌‌​ ‌​​ ‌​‌‍‌​​ ‌​‌‍‌‍‌‍​ ​ ‌‍​ ‌ ‌‍​‌​‍‌‌​ ​‍​ ​‍​‍‌‌​ ‌‌‌​‌​​‍ ‍‌ ‌​‌‍‌‌‌ ‍​‌ ‌​​‍‌‍‌ ​​‌‍‌‌‌ ​‍‌ ​ ‌ ​​‌‍‌‌‌‍​ ‌ ‌​‌‍‍‌‌ ‌‍‌‍‌‌​ ‌‌ ​​‌ ‌‌‌‍​‍‌‍ ​‌‍‍‌‌ ​ ‌‍‍​‌‍‌‌‌‍‌​​‍​‍‌ ‌
Enjoj Business b.v. handelend onder de naam 'Hebbes' ​​​​‌ ‍ ​‍​‍‌‍ ‌ ​‍‌‍‍‌‌‍‌ ‌‍‍‌‌‍ ‍​‍​‍​ ‍‍​‍​‍‌ ​ ‌‍​‌‌‍ ‍‌‍‍‌‌ ‌​‌ ‍‌​‍ ‍‌‍‍‌‌‍ ​‍​‍​‍ ​​‍​‍‌‍‍​‌ ​‍‌‍‌‌‌‍‌‍​‍​‍​ ‍‍​‍​‍‌‍‍​‌ ‌​‌ ‌​‌ ​​​ ‍‍​‍ ​‍ ‌‍ ​‌‍ ‌‍​ ‌‍​‌‌‍ ​‌‍‍​‌‍ ‌ ​ ‌ ‌​​ ‍‍​ ​ ​ ​ ​ ​ ​ ​ ​‍ ‌‍‍‌‌‍ ‍‌ ‌​‌‍‌‌‌‍ ‍‌ ‌​​‍ ‌‍‌‌‌‍‌​‌‍‍‌‌ ‌​​‍ ‌‍ ‌‌‍ ‌‍‌​‌‍‌‌​ ‌‌ ​​‌ ​‍‌‍‌‌‌ ​ ‌‍‌‌‌‍ ‍‌ ‌​‌‍​‌‌ ‌​‌‍‍‌‌‍ ‌‍ ‍​ ‍ ‌‍‍‌‌‍‌​​ ‌‌‍‌​​ ​‍‌‍​‍​ ​​​ ​‍​ ‍​​ ​‌​ ‌​​‍ ‌‌‍‌​‌‍​‌​ ‍‌​ ​ ​‍ ‌​ ‌​​ ​‌‌‍‌‍​ ​‍​‍ ‌​ ‍‌‌‍‌‌​ ​‍​ ​‌​‍ ‌‌‍​‌‌‍‌‌‌‍‌‍​ ‌‌​ ​‍‌‍​‌‌‍​ ​ ​‌​ ​‌​ ​ ​ ​‍​ ​​​ ‍ ‌ ‌​‌ ‍‌‌ ​​‌‍‌‌​ ‌‌‍ ​‌‍‌‌‌‍‌ ‌‍​‌‌‍ ​‌‌​​‌‍​‌‌‍‌ ‌‍‌‌​ ‍ ‌ ​​‌‍​‌‌ ‌​‌‍‍​​ ‌‌‍​ ‌‍ ‌‍ ‍‌ ‌​‌‍‌‌‌‍ ‍‌ ‌​​‍‌‌​ ‌‌‌​​‍‌‌ ‌‍‍ ‌‍‌‌‌ ‍‌​‍‌‌​ ​ ‌​‌​​‍‌‌​ ​ ‌​‌​​‍‌‌​ ​‍​ ​‍​ ‍‌‌‍‌​​ ‌​​ ‌ ‌‍‌​​ ‌​​ ‍​‌‍‌‍​ ‌ ‌‍​‌‌‍‌‌​ ‌ ​‍‌‌​ ​‍​ ​‍​‍‌‌​ ‌‌‌​‌​​‍ ‍‌‍​ ‌‍‍​‌‍‍‌‌‍ ​‌‍‌​‌ ​‍‌‍‌‌‌‍ ‍​‍‌‌​ ‌‌‌​​‍‌‌ ‌‍‍ ‌‍‌‌‌ ‍‌​‍‌‌​ ​ ‌​‌​​‍‌‌​ ​ ‌​‌​​‍‌‌​ ​‍​ ​‍​ ​‌‌‍​ ​ ‌‌‌‍​ ​ ​ ​ ​‍​ ​‍‌‍​‌​ ​​‌‍‌‌​ ‍​​ ​‍​‍‌‌​ ​‍​ ​‍​‍‌‌​ ‌‌‌​‌​​‍ ‍‌ ‌​‌‍‌‌‌ ‍​‌ ‌​​ ‌‍​‍‌‍​‌‌ ​ ‌‍‌‌‌‌‌‌‌ ​‍‌‍ ​​ ‌‌‍‍​‌ ‌​‌ ‌​‌ ​​​‍‌‌​ ​ ‌​​‌​‍‌‌​ ​‍‌​‌‍​‍‌‌​ ​‍‌​‌‍‌‍ ​‌‍ ‌‍​ ‌‍​‌‌‍ ​‌‍‍​‌‍ ‌ ​ ‌ ‌​​‍‌‌​ ​ ‌​​‌​ ​ ​ ​ ​ ​ ​ ​ ​‍‌‍‌‍‍‌‌‍‌​​ ‌‌‍‌​​ ​‍‌‍​‍​ ​​​ ​‍​ ‍​​ ​‌​ ‌​​‍ ‌‌‍‌​‌‍​‌​ ‍‌​ ​ ​‍ ‌​ ‌​​ ​‌‌‍‌‍​ ​‍​‍ ‌​ ‍‌‌‍‌‌​ ​‍​ ​‌​‍ ‌‌‍​‌‌‍‌‌‌‍‌‍​ ‌‌​ ​‍‌‍​‌‌‍​ ​ ​‌​ ​‌​ ​ ​ ​‍​ ​​​‍‌‍‌ ‌​‌ ‍‌‌ ​​‌‍‌‌​ ‌‌‍ ​‌‍‌‌‌‍‌ ‌‍​‌‌‍ ​‌‌​​‌‍​‌‌‍‌ ‌‍‌‌​‍‌‍‌ ​​‌‍​‌‌ ‌​‌‍‍​​ ‌‌‍​ ‌‍ ‌‍ ‍‌ ‌​‌‍‌‌‌‍ ‍‌ ‌​​‍‌‌​ ‌‌‌​​‍‌‌ ‌‍‍ ‌‍‌‌‌ ‍‌​‍‌‌​ ​ ‌​‌​​‍‌‌​ ​ ‌​‌​​‍‌‌​ ​‍​ ​‍​ ‍‌‌‍‌​​ ‌​​ ‌ ‌‍‌​​ ‌​​ ‍​‌‍‌‍​ ‌ ‌‍​‌‌‍‌‌​ ‌ ​‍‌‌​ ​‍​ ​‍​‍‌‌​ ‌‌‌​‌​​‍ ‍‌‍​ ‌‍‍​‌‍‍‌‌‍ ​‌‍‌​‌ ​‍‌‍‌‌‌‍ ‍​‍‌‌​ ‌‌‌​​‍‌‌ ‌‍‍ ‌‍‌‌‌ ‍‌​‍‌‌​ ​ ‌​‌​​‍‌‌​ ​ ‌​‌​​‍‌‌​ ​‍​ ​‍​ ​‌‌‍​ ​ ‌‌‌‍​ ​ ​ ​ ​‍​ ​‍‌‍​‌​ ​​‌‍‌‌​ ‍​​ ​‍​‍‌‌​ ​‍​ ​‍​‍‌‌​ ‌‌‌​‌​​‍ ‍‌ ‌​‌‍‌‌‌ ‍​‌ ‌​​‍‌‍‌ ​​‌‍‌‌‌ ​‍‌ ​ ‌ ​​‌‍‌‌‌‍​ ‌ ‌​‌‍‍‌‌ ‌‍‌‍‌‌​ ‌‌ ​​‌ ‌‌‌‍​‍‌‍ ​‌‍‍‌‌ ​ ‌‍‍​‌‍‌‌‌‍‌​​‍​‍‌ ‌
Adres hoofdvestiging:
Heuvelstraat 70
5126CM Gilze​​​​‌ ‍ ​‍​‍‌‍ ‌ ​‍‌‍‍‌‌‍‌ ‌‍‍‌‌‍ ‍​‍​‍​ ‍‍​‍​‍‌ ​ ‌‍​‌‌‍ ‍‌‍‍‌‌ ‌​‌ ‍‌​‍ ‍‌‍‍‌‌‍ ​‍​‍​‍ ​​‍​‍‌‍‍​‌ ​‍‌‍‌‌‌‍‌‍​‍​‍​ ‍‍​‍​‍‌‍‍​‌ ‌​‌ ‌​‌ ​​​ ‍‍​‍ ​‍ ‌‍ ​‌‍ ‌‍​ ‌‍​‌‌‍ ​‌‍‍​‌‍ ‌ ​ ‌ ‌​​ ‍‍​ ​ ​ ​ ​ ​ ​ ​ ​‍ ‌‍‍‌‌‍ ‍‌ ‌​‌‍‌‌‌‍ ‍‌ ‌​​‍ ‌‍‌‌‌‍‌​‌‍‍‌‌ ‌​​‍ ‌‍ ‌‌‍ ‌‍‌​‌‍‌‌​ ‌‌ ​​‌ ​‍‌‍‌‌‌ ​ ‌‍‌‌‌‍ ‍‌ ‌​‌‍​‌‌ ‌​‌‍‍‌‌‍ ‌‍ ‍​ ‍ ‌‍‍‌‌‍‌​​ ‌‌‍‌​​ ​‍‌‍​‍​ ​​​ ​‍​ ‍​​ ​‌​ ‌​​‍ ‌‌‍‌​‌‍​‌​ ‍‌​ ​ ​‍ ‌​ ‌​​ ​‌‌‍‌‍​ ​‍​‍ ‌​ ‍‌‌‍‌‌​ ​‍​ ​‌​‍ ‌‌‍​‌‌‍‌‌‌‍‌‍​ ‌‌​ ​‍‌‍​‌‌‍​ ​ ​‌​ ​‌​ ​ ​ ​‍​ ​​​ ‍ ‌ ‌​‌ ‍‌‌ ​​‌‍‌‌​ ‌‌‍ ​‌‍‌‌‌‍‌ ‌‍​‌‌‍ ​‌‌​​‌‍​‌‌‍‌ ‌‍‌‌​ ‍ ‌ ​​‌‍​‌‌ ‌​‌‍‍​​ ‌‌‍​ ‌‍ ‌‍ ‍‌ ‌​‌‍‌‌‌‍ ‍‌ ‌​​‍‌‌​ ‌‌‌​​‍‌‌ ‌‍‍ ‌‍‌‌‌ ‍‌​‍‌‌​ ​ ‌​‌​​‍‌‌​ ​ ‌​‌​​‍‌‌​ ​‍​ ​‍​ ‍​‌‍‌‌​ ‌​​ ‌ ‌‍​ ‌‍​‍​ ‌‍‌‍​‌‌‍​‌​ ‍‌‌‍​ ‌‍​‍​‍‌‌​ ​‍​ ​‍​‍‌‌​ ‌‌‌​‌​​‍ ‍‌‍​ ‌‍‍​‌‍‍‌‌‍ ​‌‍‌​‌ ​‍‌‍‌‌‌‍ ‍​‍‌‌​ ‌‌‌​​‍‌‌ ‌‍‍ ‌‍‌‌‌ ‍‌​‍‌‌​ ​ ‌​‌​​‍‌‌​ ​ ‌​‌​​‍‌‌​ ​‍​ ​‍​ ​‌‌‍​ ​ ‌‌‌‍​ ​ ​ ​ ​‍​ ​‍‌‍​‌​ ​​‌‍‌‌​ ‍​​ ​‍​‍‌‌​ ​‍​ ​‍​‍‌‌​ ‌‌‌​‌​​‍ ‍‌ ‌​‌‍‌‌‌ ‍​‌ ‌​​ ‌‍​‍‌‍​‌‌ ​ ‌‍‌‌‌‌‌‌‌ ​‍‌‍ ​​ ‌‌‍‍​‌ ‌​‌ ‌​‌ ​​​‍‌‌​ ​ ‌​​‌​‍‌‌​ ​‍‌​‌‍​‍‌‌​ ​‍‌​‌‍‌‍ ​‌‍ ‌‍​ ‌‍​‌‌‍ ​‌‍‍​‌‍ ‌ ​ ‌ ‌​​‍‌‌​ ​ ‌​​‌​ ​ ​ ​ ​ ​ ​ ​ ​‍‌‍‌‍‍‌‌‍‌​​ ‌‌‍‌​​ ​‍‌‍​‍​ ​​​ ​‍​ ‍​​ ​‌​ ‌​​‍ ‌‌‍‌​‌‍​‌​ ‍‌​ ​ ​‍ ‌​ ‌​​ ​‌‌‍‌‍​ ​‍​‍ ‌​ ‍‌‌‍‌‌​ ​‍​ ​‌​‍ ‌‌‍​‌‌‍‌‌‌‍‌‍​ ‌‌​ ​‍‌‍​‌‌‍​ ​ ​‌​ ​‌​ ​ ​ ​‍​ ​​​‍‌‍‌ ‌​‌ ‍‌‌ ​​‌‍‌‌​ ‌‌‍ ​‌‍‌‌‌‍‌ ‌‍​‌‌‍ ​‌‌​​‌‍​‌‌‍‌ ‌‍‌‌​‍‌‍‌ ​​‌‍​‌‌ ‌​‌‍‍​​ ‌‌‍​ ‌‍ ‌‍ ‍‌ ‌​‌‍‌‌‌‍ ‍‌ ‌​​‍‌‌​ ‌‌‌​​‍‌‌ ‌‍‍ ‌‍‌‌‌ ‍‌​‍‌‌​ ​ ‌​‌​​‍‌‌​ ​ ‌​‌​​‍‌‌​ ​‍​ ​‍​ ‍​‌‍‌‌​ ‌​​ ‌ ‌‍​ ‌‍​‍​ ‌‍‌‍​‌‌‍​‌​ ‍‌‌‍​ ‌‍​‍​‍‌‌​ ​‍​ ​‍​‍‌‌​ ‌‌‌​‌​​‍ ‍‌‍​ ‌‍‍​‌‍‍‌‌‍ ​‌‍‌​‌ ​‍‌‍‌‌‌‍ ‍​‍‌‌​ ‌‌‌​​‍‌‌ ‌‍‍ ‌‍‌‌‌ ‍‌​‍‌‌​ ​ ‌​‌​​‍‌‌​ ​ ‌​‌​​‍‌‌​ ​‍​ ​‍​ ​‌‌‍​ ​ ‌‌‌‍​ ​ ​ ​ ​‍​ ​‍‌‍​‌​ ​​‌‍‌‌​ ‍​​ ​‍​‍‌‌​ ​‍​ ​‍​‍‌‌​ ‌‌‌​‌​​‍ ‍‌ ‌​‌‍‌‌‌ ‍​‌ ‌​​‍‌‍‌ ​​‌‍‌‌‌ ​‍‌ ​ ‌ ​​‌‍‌‌‌‍​ ‌ ‌​‌‍‍‌‌ ‌‍‌‍‌‌​ ‌‌ ​​‌ ‌‌‌‍​‍‌‍ ​‌‍‍‌‌ ​ ‌‍‍​‌‍‌‌‌‍‌​​‍​‍‌ ‌
KvK: 67423531​​​​‌ ‍ ​‍​‍‌‍ ‌ ​‍‌‍‍‌‌‍‌ ‌‍‍‌‌‍ ‍​‍​‍​ ‍‍​‍​‍‌ ​ ‌‍​‌‌‍ ‍‌‍‍‌‌ ‌​‌ ‍‌​‍ ‍‌‍‍‌‌‍ ​‍​‍​‍ ​​‍​‍‌‍‍​‌ ​‍‌‍‌‌‌‍‌‍​‍​‍​ ‍‍​‍​‍‌‍‍​‌ ‌​‌ ‌​‌ ​​​ ‍‍​‍ ​‍ ‌‍ ​‌‍ ‌‍​ ‌‍​‌‌‍ ​‌‍‍​‌‍ ‌ ​ ‌ ‌​​ ‍‍​ ​ ​ ​ ​ ​ ​ ​ ​‍ ‌‍‍‌‌‍ ‍‌ ‌​‌‍‌‌‌‍ ‍‌ ‌​​‍ ‌‍‌‌‌‍‌​‌‍‍‌‌ ‌​​‍ ‌‍ ‌‌‍ ‌‍‌​‌‍‌‌​ ‌‌ ​​‌ ​‍‌‍‌‌‌ ​ ‌‍‌‌‌‍ ‍‌ ‌​‌‍​‌‌ ‌​‌‍‍‌‌‍ ‌‍ ‍​ ‍ ‌‍‍‌‌‍‌​​ ‌‌‍‌​​ ​‍‌‍​‍​ ​​​ ​‍​ ‍​​ ​‌​ ‌​​‍ ‌‌‍‌​‌‍​‌​ ‍‌​ ​ ​‍ ‌​ ‌​​ ​‌‌‍‌‍​ ​‍​‍ ‌​ ‍‌‌‍‌‌​ ​‍​ ​‌​‍ ‌‌‍​‌‌‍‌‌‌‍‌‍​ ‌‌​ ​‍‌‍​‌‌‍​ ​ ​‌​ ​‌​ ​ ​ ​‍​ ​​​ ‍ ‌ ‌​‌ ‍‌‌ ​​‌‍‌‌​ ‌‌‍ ​‌‍‌‌‌‍‌ ‌‍​‌‌‍ ​‌‌​​‌‍​‌‌‍‌ ‌‍‌‌​ ‍ ‌ ​​‌‍​‌‌ ‌​‌‍‍​​ ‌‌‍​ ‌‍ ‌‍ ‍‌ ‌​‌‍‌‌‌‍ ‍‌ ‌​​‍‌‌​ ‌‌‌​​‍‌‌ ‌‍‍ ‌‍‌‌‌ ‍‌​‍‌‌​ ​ ‌​‌​​‍‌‌​ ​ ‌​‌​​‍‌‌​ ​‍​ ​‍​ ​​‌‍‌‍​ ‍‌‌‍​‌​ ‌ ‌‍‌​​ ​‍‌‍‌​​ ​ ​ ‌ ‌‍‌‍‌‍‌‍​‍‌‌​ ​‍​ ​‍​‍‌‌​ ‌‌‌​‌​​‍ ‍‌‍​ ‌‍‍​‌‍‍‌‌‍ ​‌‍‌​‌ ​‍‌‍‌‌‌‍ ‍​‍‌‌​ ‌‌‌​​‍‌‌ ‌‍‍ ‌‍‌‌‌ ‍‌​‍‌‌​ ​ ‌​‌​​‍‌‌​ ​ ‌​‌​​‍‌‌​ ​‍​ ​‍‌‍​‍​ ​‌​ ‌‍‌‍‌‍​ ​​‌‍‌‍‌‍‌‌​ ​‌‌‍‌​​ ‌ ​ ​ ​ ‌‌​‍‌‌​ ​‍​ ​‍​‍‌‌​ ‌‌‌​‌​​‍ ‍‌ ‌​‌‍‌‌‌ ‍​‌ ‌​​ ‌‍​‍‌‍​‌‌ ​ ‌‍‌‌‌‌‌‌‌ ​‍‌‍ ​​ ‌‌‍‍​‌ ‌​‌ ‌​‌ ​​​‍‌‌​ ​ ‌​​‌​‍‌‌​ ​‍‌​‌‍​‍‌‌​ ​‍‌​‌‍‌‍ ​‌‍ ‌‍​ ‌‍​‌‌‍ ​‌‍‍​‌‍ ‌ ​ ‌ ‌​​‍‌‌​ ​ ‌​​‌​ ​ ​ ​ ​ ​ ​ ​ ​‍‌‍‌‍‍‌‌‍‌​​ ‌‌‍‌​​ ​‍‌‍​‍​ ​​​ ​‍​ ‍​​ ​‌​ ‌​​‍ ‌‌‍‌​‌‍​‌​ ‍‌​ ​ ​‍ ‌​ ‌​​ ​‌‌‍‌‍​ ​‍​‍ ‌​ ‍‌‌‍‌‌​ ​‍​ ​‌​‍ ‌‌‍​‌‌‍‌‌‌‍‌‍​ ‌‌​ ​‍‌‍​‌‌‍​ ​ ​‌​ ​‌​ ​ ​ ​‍​ ​​​‍‌‍‌ ‌​‌ ‍‌‌ ​​‌‍‌‌​ ‌‌‍ ​‌‍‌‌‌‍‌ ‌‍​‌‌‍ ​‌‌​​‌‍​‌‌‍‌ ‌‍‌‌​‍‌‍‌ ​​‌‍​‌‌ ‌​‌‍‍​​ ‌‌‍​ ‌‍ ‌‍ ‍‌ ‌​‌‍‌‌‌‍ ‍‌ ‌​​‍‌‌​ ‌‌‌​​‍‌‌ ‌‍‍ ‌‍‌‌‌ ‍‌​‍‌‌​ ​ ‌​‌​​‍‌‌​ ​ ‌​‌​​‍‌‌​ ​‍​ ​‍​ ​​‌‍‌‍​ ‍‌‌‍​‌​ ‌ ‌‍‌​​ ​‍‌‍‌​​ ​ ​ ‌ ‌‍‌‍‌‍‌‍​‍‌‌​ ​‍​ ​‍​‍‌‌​ ‌‌‌​‌​​‍ ‍‌‍​ ‌‍‍​‌‍‍‌‌‍ ​‌‍‌​‌ ​‍‌‍‌‌‌‍ ‍​‍‌‌​ ‌‌‌​​‍‌‌ ‌‍‍ ‌‍‌‌‌ ‍‌​‍‌‌​ ​ ‌​‌​​‍‌‌​ ​ ‌​‌​​‍‌‌​ ​‍​ ​‍‌‍​‍​ ​‌​ ‌‍‌‍‌‍​ ​​‌‍‌‍‌‍‌‌​ ​‌‌‍‌​​ ‌ ​ ​ ​ ‌‌​‍‌‌​ ​‍​ ​‍​‍‌‌​ ‌‌‌​‌​​‍ ‍‌ ‌​‌‍‌‌‌ ‍​‌ ‌​​‍‌‍‌ ​​‌‍‌‌‌ ​‍‌ ​ ‌ ​​‌‍‌‌‌‍​ ‌ ‌​‌‍‍‌‌ ‌‍‌‍‌‌​ ‌‌ ​​‌ ‌‌‌‍​‍‌‍ ​‌‍‍‌‌ ​ ‌‍‍​‌‍‌‌‌‍‌​​‍​‍‌ ‌
Email: ​​​​‌ ‍ ​‍​‍‌‍ ‌ ​‍‌‍‍‌‌‍‌ ‌‍‍‌‌‍ ‍​‍​‍​ ‍‍​‍​‍‌ ​ ‌‍​‌‌‍ ‍‌‍‍‌‌ ‌​‌ ‍‌​‍ ‍‌‍‍‌‌‍ ​‍​‍​‍ ​​‍​‍‌‍‍​‌ ​‍‌‍‌‌‌‍‌‍​‍​‍​ ‍‍​‍​‍‌‍‍​‌ ‌​‌ ‌​‌ ​​​ ‍‍​‍ ​‍ ‌‍ ​‌‍ ‌‍​ ‌‍​‌‌‍ ​‌‍‍​‌‍ ‌ ​ ‌ ‌​​ ‍‍​ ​ ​ ​ ​ ​ ​ ​ ​‍ ‌‍‍‌‌‍ ‍‌ ‌​‌‍‌‌‌‍ ‍‌ ‌​​‍ ‌‍‌‌‌‍‌​‌‍‍‌‌ ‌​​‍ ‌‍ ‌‌‍ ‌‍‌​‌‍‌‌​ ‌‌ ​​‌ ​‍‌‍‌‌‌ ​ ‌‍‌‌‌‍ ‍‌ ‌​‌‍​‌‌ ‌​‌‍‍‌‌‍ ‌‍ ‍​ ‍ ‌‍‍‌‌‍‌​​ ‌‌‍‌​​ ​‍‌‍​‍​ ​​​ ​‍​ ‍​​ ​‌​ ‌​​‍ ‌‌‍‌​‌‍​‌​ ‍‌​ ​ ​‍ ‌​ ‌​​ ​‌‌‍‌‍​ ​‍​‍ ‌​ ‍‌‌‍‌‌​ ​‍​ ​‌​‍ ‌‌‍​‌‌‍‌‌‌‍‌‍​ ‌‌​ ​‍‌‍​‌‌‍​ ​ ​‌​ ​‌​ ​ ​ ​‍​ ​​​ ‍ ‌ ‌​‌ ‍‌‌ ​​‌‍‌‌​ ‌‌‍ ​‌‍‌‌‌‍‌ ‌‍​‌‌‍ ​‌‌​​‌‍​‌‌‍‌ ‌‍‌‌​ ‍ ‌ ​​‌‍​‌‌ ‌​‌‍‍​​ ‌‌‍​ ‌‍ ‌‍ ‍‌ ‌​‌‍‌‌‌‍ ‍‌ ‌​​‍‌‌​ ‌‌‌​​‍‌‌ ‌‍‍ ‌‍‌‌‌ ‍‌​‍‌‌​ ​ ‌​‌​​‍‌‌​ ​ ‌​‌​​‍‌‌​ ​‍​ ​‍‌‍​‌​ ​ ‌‍​‌​ ‌‍‌‍​ ‌‍​‌​ ​‍​ ​​‌‍​‌‌‍​‍‌‍‌‍​ ‍‌​‍‌‌​ ​‍​ ​‍​‍‌‌​ ‌‌‌​‌​​‍ ‍‌‍​ ‌‍‍​‌‍‍‌‌‍ ​‌‍‌​‌ ​‍‌‍‌‌‌‍ ‍​‍‌‌​ ‌‌‌​​‍‌‌ ‌‍‍ ‌‍‌‌‌ ‍‌​‍‌‌​ ​ ‌​‌​​‍‌‌​ ​ ‌​‌​​‍‌‌​ ​‍​ ​‍​ ‍​​ ‌‌‌‍‌‌​ ‍​​ ‌ ​ ‌ ​ ‍‌​ ​‌‌‍​‌​ ​‍​ ​‌‌‍‌‌​‍‌‌​ ​‍​ ​‍​‍‌‌​ ‌‌‌​‌​​‍ ‍‌ ‌​‌‍‌‌‌ ‍​‌ ‌​​ ‌‍​‍‌‍​‌‌ ​ ‌‍‌‌‌‌‌‌‌ ​‍‌‍ ​​ ‌‌‍‍​‌ ‌​‌ ‌​‌ ​​​‍‌‌​ ​ ‌​​‌​‍‌‌​ ​‍‌​‌‍​‍‌‌​ ​‍‌​‌‍‌‍ ​‌‍ ‌‍​ ‌‍​‌‌‍ ​‌‍‍​‌‍ ‌ ​ ‌ ‌​​‍‌‌​ ​ ‌​​‌​ ​ ​ ​ ​ ​ ​ ​ ​‍‌‍‌‍‍‌‌‍‌​​ ‌‌‍‌​​ ​‍‌‍​‍​ ​​​ ​‍​ ‍​​ ​‌​ ‌​​‍ ‌‌‍‌​‌‍​‌​ ‍‌​ ​ ​‍ ‌​ ‌​​ ​‌‌‍‌‍​ ​‍​‍ ‌​ ‍‌‌‍‌‌​ ​‍​ ​‌​‍ ‌‌‍​‌‌‍‌‌‌‍‌‍​ ‌‌​ ​‍‌‍​‌‌‍​ ​ ​‌​ ​‌​ ​ ​ ​‍​ ​​​‍‌‍‌ ‌​‌ ‍‌‌ ​​‌‍‌‌​ ‌‌‍ ​‌‍‌‌‌‍‌ ‌‍​‌‌‍ ​‌‌​​‌‍​‌‌‍‌ ‌‍‌‌​‍‌‍‌ ​​‌‍​‌‌ ‌​‌‍‍​​ ‌‌‍​ ‌‍ ‌‍ ‍‌ ‌​‌‍‌‌‌‍ ‍‌ ‌​​‍‌‌​ ‌‌‌​​‍‌‌ ‌‍‍ ‌‍‌‌‌ ‍‌​‍‌‌​ ​ ‌​‌​​‍‌‌​ ​ ‌​‌​​‍‌‌​ ​‍​ ​‍‌‍​‌​ ​ ‌‍​‌​ ‌‍‌‍​ ‌‍​‌​ ​‍​ ​​‌‍​‌‌‍​‍‌‍‌‍​ ‍‌​‍‌‌​ ​‍​ ​‍​‍‌‌​ ‌‌‌​‌​​‍ ‍‌‍​ ‌‍‍​‌‍‍‌‌‍ ​‌‍‌​‌ ​‍‌‍‌‌‌‍ ‍​‍‌‌​ ‌‌‌​​‍‌‌ ‌‍‍ ‌‍‌‌‌ ‍‌​‍‌‌​ ​ ‌​‌​​‍‌‌​ ​ ‌​‌​​‍‌‌​ ​‍​ ​‍​ ‍​​ ‌‌‌‍‌‌​ ‍​​ ‌ ​ ‌ ​ ‍‌​ ​‌‌‍​‌​ ​‍​ ​‌‌‍‌‌​‍‌‌​ ​‍​ ​‍​‍‌‌​ ‌‌‌​‌​​‍ ‍‌ ‌​‌‍‌‌‌ ‍​‌ ‌​​‍‌‍‌ ​​‌‍‌‌‌ ​‍‌ ​ ‌ ​​‌‍‌‌‌‍​ ‌ ‌​‌‍‍‌‌ ‌‍‌‍‌‌​ ‌‌ ​​‌ ‌‌‌‍​‍‌‍ ​‌‍‍‌‌ ​ ‌‍‍​‌‍‌‌‌‍‌​​‍​‍‌ ‌ martijn@hebbes.app
Tel: 0161-453247 (bereikbaar van maandag tot en met woensdag
van 09:00 tot 17:00, donderdag en vrijdag van 09:00 tot 16:00, en
zaterdag en zondag van 10:00 tot 15:00)
3. Toepasselijkheid​​​​‌ ‍ ​‍​‍‌‍ ‌ ​‍‌‍‍‌‌‍‌ ‌‍‍‌‌‍ ‍​‍​‍​ ‍‍​‍​‍‌ ​ ‌‍​‌‌‍ ‍‌‍‍‌‌ ‌​‌ ‍‌​‍ ‍‌‍‍‌‌‍ ​‍​‍​‍ ​​‍​‍‌‍‍​‌ ​‍‌‍‌‌‌‍‌‍​‍​‍​ ‍‍​‍​‍‌‍‍​‌ ‌​‌ ‌​‌ ​​​ ‍‍​‍ ​‍ ‌‍ ​‌‍ ‌‍​ ‌‍​‌‌‍ ​‌‍‍​‌‍ ‌ ​ ‌ ‌​​ ‍‍​ ​ ​ ​ ​ ​ ​ ​ ​‍ ‌‍‍‌‌‍ ‍‌ ‌​‌‍‌‌‌‍ ‍‌ ‌​​‍ ‌‍‌‌‌‍‌​‌‍‍‌‌ ‌​​‍ ‌‍ ‌‌‍ ‌‍‌​‌‍‌‌​ ‌‌ ​​‌ ​‍‌‍‌‌‌ ​ ‌‍‌‌‌‍ ‍‌ ‌​‌‍​‌‌ ‌​‌‍‍‌‌‍ ‌‍ ‍​ ‍ ‌‍‍‌‌‍‌​​ ‌‌‍‌​​ ​‍‌‍​‍​ ​​​ ​‍​ ‍​​ ​‌​ ‌​​‍ ‌‌‍‌​‌‍​‌​ ‍‌​ ​ ​‍ ‌​ ‌​​ ​‌‌‍‌‍​ ​‍​‍ ‌​ ‍‌‌‍‌‌​ ​‍​ ​‌​‍ ‌‌‍​‌‌‍‌‌‌‍‌‍​ ‌‌​ ​‍‌‍​‌‌‍​ ​ ​‌​ ​‌​ ​ ​ ​‍​ ​​​ ‍ ‌ ‌​‌ ‍‌‌ ​​‌‍‌‌​ ‌‌‍ ​‌‍‌‌‌‍‌ ‌‍​‌‌‍ ​‌‌​​‌‍​‌‌‍‌ ‌‍‌‌​ ‍ ‌ ​​‌‍​‌‌ ‌​‌‍‍​​ ‌‌‍​ ‌‍ ‌‍ ‍‌ ‌​‌‍‌‌‌‍ ‍‌ ‌​​‍‌‌​ ‌‌‌​​‍‌‌ ‌‍‍ ‌‍‌‌‌ ‍‌​‍‌‌​ ​ ‌​‌​​‍‌‌​ ​ ‌​‌​​‍‌‌​ ​‍​ ​‍‌‍​ ​ ‌​‌‍​‌​ ‌​‌‍​‌​ ​‌​ ‍‌‌‍‌‌​ ​‌​ ‌‍‌‍​‌​ ‍​​‍‌‌​ ​‍​ ​‍​‍‌‌​ ‌‌‌​‌​​‍ ‍‌‍​ ‌‍‍​‌‍‍‌‌‍ ​‌‍‌​‌ ​‍‌‍‌‌‌‍ ‍​‍‌‌​ ‌‌‌​​‍‌‌ ‌‍‍ ‌‍‌‌‌ ‍‌​‍‌‌​ ​ ‌​‌​​‍‌‌​ ​ ‌​‌​​‍‌‌​ ​‍​ ​‍​ ‍‌​ ​​​ ‍‌‌‍​ ‌‍​‍​ ​‌‌‍‌‍​ ‌‌‌‍‌‌​ ‍‌‌‍​‍‌‍​ ​‍‌‌​ ​‍​ ​‍​‍‌‌​ ‌‌‌​‌​​‍ ‍‌ ‌​‌‍‌‌‌ ‍​‌ ‌​​ ‌‍​‍‌‍​‌‌ ​ ‌‍‌‌‌‌‌‌‌ ​‍‌‍ ​​ ‌‌‍‍​‌ ‌​‌ ‌​‌ ​​​‍‌‌​ ​ ‌​​‌​‍‌‌​ ​‍‌​‌‍​‍‌‌​ ​‍‌​‌‍‌‍ ​‌‍ ‌‍​ ‌‍​‌‌‍ ​‌‍‍​‌‍ ‌ ​ ‌ ‌​​‍‌‌​ ​ ‌​​‌​ ​ ​ ​ ​ ​ ​ ​ ​‍‌‍‌‍‍‌‌‍‌​​ ‌‌‍‌​​ ​‍‌‍​‍​ ​​​ ​‍​ ‍​​ ​‌​ ‌​​‍ ‌‌‍‌​‌‍​‌​ ‍‌​ ​ ​‍ ‌​ ‌​​ ​‌‌‍‌‍​ ​‍​‍ ‌​ ‍‌‌‍‌‌​ ​‍​ ​‌​‍ ‌‌‍​‌‌‍‌‌‌‍‌‍​ ‌‌​ ​‍‌‍​‌‌‍​ ​ ​‌​ ​‌​ ​ ​ ​‍​ ​​​‍‌‍‌ ‌​‌ ‍‌‌ ​​‌‍‌‌​ ‌‌‍ ​‌‍‌‌‌‍‌ ‌‍​‌‌‍ ​‌‌​​‌‍​‌‌‍‌ ‌‍‌‌​‍‌‍‌ ​​‌‍​‌‌ ‌​‌‍‍​​ ‌‌‍​ ‌‍ ‌‍ ‍‌ ‌​‌‍‌‌‌‍ ‍‌ ‌​​‍‌‌​ ‌‌‌​​‍‌‌ ‌‍‍ ‌‍‌‌‌ ‍‌​‍‌‌​ ​ ‌​‌​​‍‌‌​ ​ ‌​‌​​‍‌‌​ ​‍​ ​‍‌‍​ ​ ‌​‌‍​‌​ ‌​‌‍​‌​ ​‌​ ‍‌‌‍‌‌​ ​‌​ ‌‍‌‍​‌​ ‍​​‍‌‌​ ​‍​ ​‍​‍‌‌​ ‌‌‌​‌​​‍ ‍‌‍​ ‌‍‍​‌‍‍‌‌‍ ​‌‍‌​‌ ​‍‌‍‌‌‌‍ ‍​‍‌‌​ ‌‌‌​​‍‌‌ ‌‍‍ ‌‍‌‌‌ ‍‌​‍‌‌​ ​ ‌​‌​​‍‌‌​ ​ ‌​‌​​‍‌‌​ ​‍​ ​‍​ ‍‌​ ​​​ ‍‌‌‍​ ‌‍​‍​ ​‌‌‍‌‍​ ‌‌‌‍‌‌​ ‍‌‌‍​‍‌‍​ ​‍‌‌​ ​‍​ ​‍​‍‌‌​ ‌‌‌​‌​​‍ ‍‌ ‌​‌‍‌‌‌ ‍​‌ ‌​​‍‌‍‌ ​​‌‍‌‌‌ ​‍‌ ​ ‌ ​​‌‍‌‌‌‍​ ‌ ‌​‌‍‍‌‌ ‌‍‌‍‌‌​ ‌‌ ​​‌ ‌‌‌‍​‍‌‍ ​‌‍‍‌‌ ​ ‌‍‍​‌‍‌‌‌‍‌​​‍​‍‌ ‌
Deze Algemene Voorwaarden Klanten zijn slechts van
toepassing op de Service. Hebbes is niet verantwoordelijk
voor het Aanbod. Op het Aanbod zijn, indien van toepassing,
de algemene voorwaarden van het Bedrijf van toepassing.​​​​‌ ‍ ​‍​‍‌‍ ‌ ​‍‌‍‍‌‌‍‌ ‌‍‍‌‌‍ ‍​‍​‍​ ‍‍​‍​‍‌ ​ ‌‍​‌‌‍ ‍‌‍‍‌‌ ‌​‌ ‍‌​‍ ‍‌‍‍‌‌‍ ​‍​‍​‍ ​​‍​‍‌‍‍​‌ ​‍‌‍‌‌‌‍‌‍​‍​‍​ ‍‍​‍​‍‌‍‍​‌ ‌​‌ ‌​‌ ​​​ ‍‍​‍ ​‍ ‌‍ ​‌‍ ‌‍​ ‌‍​‌‌‍ ​‌‍‍​‌‍ ‌ ​ ‌ ‌​​ ‍‍​ ​ ​ ​ ​ ​ ​ ​ ​‍ ‌‍‍‌‌‍ ‍‌ ‌​‌‍‌‌‌‍ ‍‌ ‌​​‍ ‌‍‌‌‌‍‌​‌‍‍‌‌ ‌​​‍ ‌‍ ‌‌‍ ‌‍‌​‌‍‌‌​ ‌‌ ​​‌ ​‍‌‍‌‌‌ ​ ‌‍‌‌‌‍ ‍‌ ‌​‌‍​‌‌ ‌​‌‍‍‌‌‍ ‌‍ ‍​ ‍ ‌‍‍‌‌‍‌​​ ‌‌‍‌​​ ​‍‌‍​‍​ ​​​ ​‍​ ‍​​ ​‌​ ‌​​‍ ‌‌‍‌​‌‍​‌​ ‍‌​ ​ ​‍ ‌​ ‌​​ ​‌‌‍‌‍​ ​‍​‍ ‌​ ‍‌‌‍‌‌​ ​‍​ ​‌​‍ ‌‌‍​‌‌‍‌‌‌‍‌‍​ ‌‌​ ​‍‌‍​‌‌‍​ ​ ​‌​ ​‌​ ​ ​ ​‍​ ​​​ ‍ ‌ ‌​‌ ‍‌‌ ​​‌‍‌‌​ ‌‌‍ ​‌‍‌‌‌‍‌ ‌‍​‌‌‍ ​‌‌​​‌‍​‌‌‍‌ ‌‍‌‌​ ‍ ‌ ​​‌‍​‌‌ ‌​‌‍‍​​ ‌‌‍​ ‌‍ ‌‍ ‍‌ ‌​‌‍‌‌‌‍ ‍‌ ‌​​‍‌‌​ ‌‌‌​​‍‌‌ ‌‍‍ ‌‍‌‌‌ ‍‌​‍‌‌​ ​ ‌​‌​​‍‌‌​ ​ ‌​‌​​‍‌‌​ ​‍​ ​‍​ ‌ ‌‍​ ‌‍​‌​ ​‌​ ​‍‌‍​ ​ ‍​‌‍‌‌‌‍​ ​ ​‍​ ‌ ​ ‍‌​‍‌‌​ ​‍​ ​‍​‍‌‌​ ‌‌‌​‌​​‍ ‍‌‍​ ‌‍‍​‌‍‍‌‌‍ ​‌‍‌​‌ ​‍‌‍‌‌‌‍ ‍​‍‌‌​ ‌‌‌​​‍‌‌ ‌‍‍ ‌‍‌‌‌ ‍‌​‍‌‌​ ​ ‌​‌​​‍‌‌​ ​ ‌​‌​​‍‌‌​ ​‍​ ​‍​ ‍​​ ‌ ​ ​ ‌‍​‍‌‍‌‌​ ‍​​ ​ ​ ‌‌​ ‌ ‌‍​‌‌‍‌‍​ ​ ​‍‌‌​ ​‍​ ​‍​‍‌‌​ ‌‌‌​‌​​‍ ‍‌ ‌​‌‍‌‌‌ ‍​‌ ‌​​ ‌‍​‍‌‍​‌‌ ​ ‌‍‌‌‌‌‌‌‌ ​‍‌‍ ​​ ‌‌‍‍​‌ ‌​‌ ‌​‌ ​​​‍‌‌​ ​ ‌​​‌​‍‌‌​ ​‍‌​‌‍​‍‌‌​ ​‍‌​‌‍‌‍ ​‌‍ ‌‍​ ‌‍​‌‌‍ ​‌‍‍​‌‍ ‌ ​ ‌ ‌​​‍‌‌​ ​ ‌​​‌​ ​ ​ ​ ​ ​ ​ ​ ​‍‌‍‌‍‍‌‌‍‌​​ ‌‌‍‌​​ ​‍‌‍​‍​ ​​​ ​‍​ ‍​​ ​‌​ ‌​​‍ ‌‌‍‌​‌‍​‌​ ‍‌​ ​ ​‍ ‌​ ‌​​ ​‌‌‍‌‍​ ​‍​‍ ‌​ ‍‌‌‍‌‌​ ​‍​ ​‌​‍ ‌‌‍​‌‌‍‌‌‌‍‌‍​ ‌‌​ ​‍‌‍​‌‌‍​ ​ ​‌​ ​‌​ ​ ​ ​‍​ ​​​‍‌‍‌ ‌​‌ ‍‌‌ ​​‌‍‌‌​ ‌‌‍ ​‌‍‌‌‌‍‌ ‌‍​‌‌‍ ​‌‌​​‌‍​‌‌‍‌ ‌‍‌‌​‍‌‍‌ ​​‌‍​‌‌ ‌​‌‍‍​​ ‌‌‍​ ‌‍ ‌‍ ‍‌ ‌​‌‍‌‌‌‍ ‍‌ ‌​​‍‌‌​ ‌‌‌​​‍‌‌ ‌‍‍ ‌‍‌‌‌ ‍‌​‍‌‌​ ​ ‌​‌​​‍‌‌​ ​ ‌​‌​​‍‌‌​ ​‍​ ​‍​ ‌ ‌‍​ ‌‍​‌​ ​‌​ ​‍‌‍​ ​ ‍​‌‍‌‌‌‍​ ​ ​‍​ ‌ ​ ‍‌​‍‌‌​ ​‍​ ​‍​‍‌‌​ ‌‌‌​‌​​‍ ‍‌‍​ ‌‍‍​‌‍‍‌‌‍ ​‌‍‌​‌ ​‍‌‍‌‌‌‍ ‍​‍‌‌​ ‌‌‌​​‍‌‌ ‌‍‍ ‌‍‌‌‌ ‍‌​‍‌‌​ ​ ‌​‌​​‍‌‌​ ​ ‌​‌​​‍‌‌​ ​‍​ ​‍​ ‍​​ ‌ ​ ​ ‌‍​‍‌‍‌‌​ ‍​​ ​ ​ ‌‌​ ‌ ‌‍​‌‌‍‌‍​ ​ ​‍‌‌​ ​‍​ ​‍​‍‌‌​ ‌‌‌​‌​​‍ ‍‌ ‌​‌‍‌‌‌ ‍​‌ ‌​​‍‌‍‌ ​​‌‍‌‌‌ ​‍‌ ​ ‌ ​​‌‍‌‌‌‍​ ‌ ‌​‌‍‍‌‌ ‌‍‌‍‌‌​ ‌‌ ​​‌ ‌‌‌‍​‍‌‍ ​‌‍‍‌‌ ​ ‌‍‍​‌‍‌‌‌‍‌​​‍​‍‌ ‌
De Klant gaat door middel van het plaatsen van een
Bestelling direct een Overeenkomst met het Bedrijf aan voor
de levering van het door de Klant geselecteerde Aanbod. De